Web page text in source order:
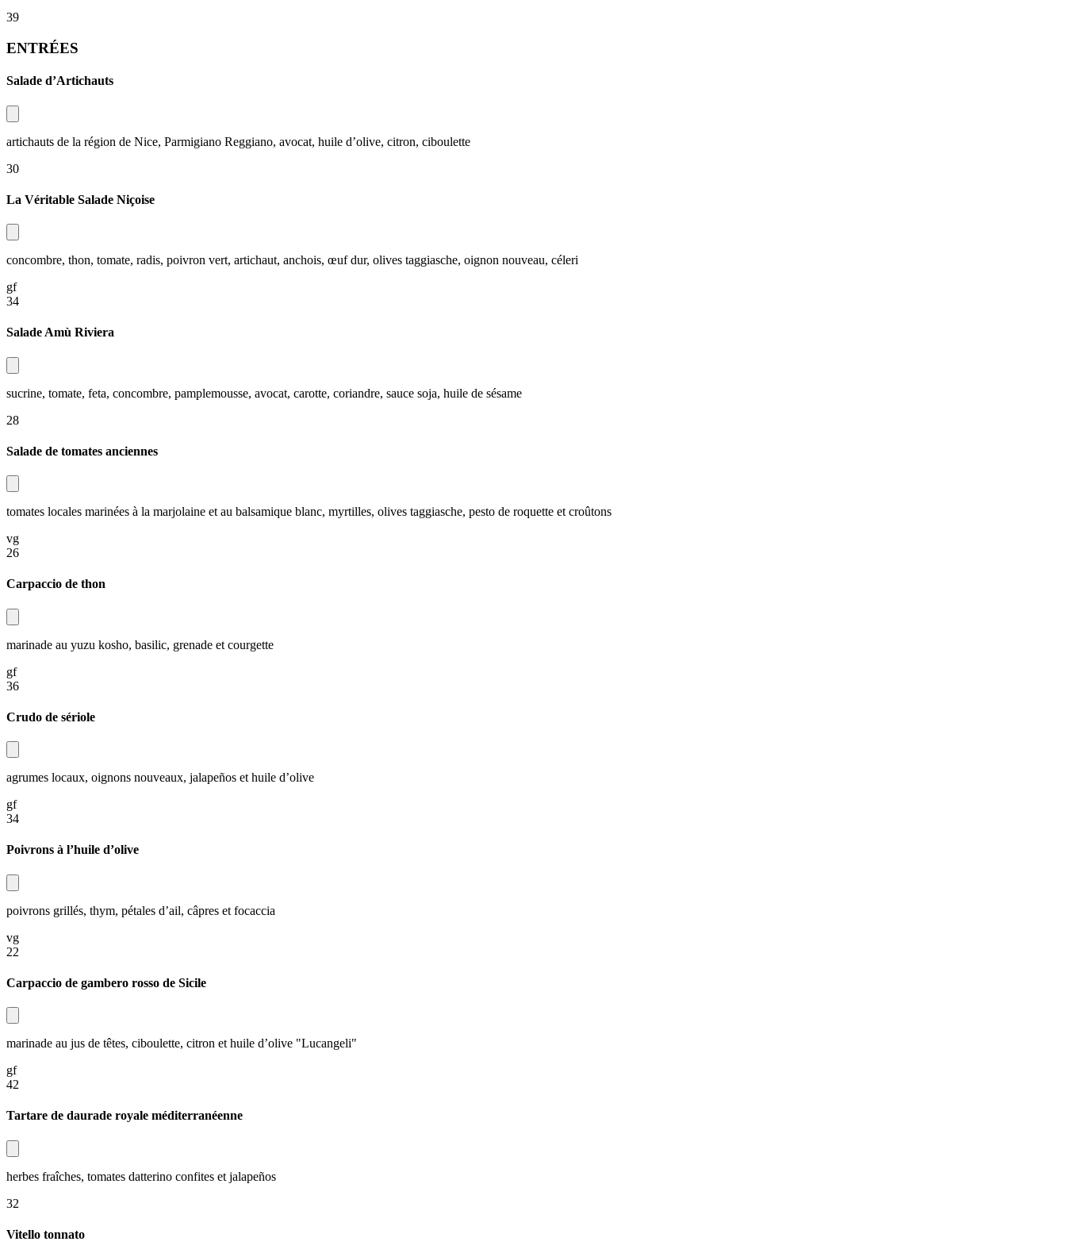
39​​​​‌ ‍ ​‍​‍‌‍ ‌ ​‍‌‍‍‌‌‍‌ ‌‍‍‌‌‍ ‍​‍​‍​ ‍‍​‍​‍‌ ​ ‌‍​‌‌‍ ‍‌‍‍‌‌ ‌​‌ ‍‌​‍ ‍‌‍‍‌‌‍ ​‍​‍​‍ ​​‍​‍‌‍‍​‌ ​‍‌‍‌‌‌‍‌‍​‍​‍​ ‍‍​‍​‍‌‍‍​‌ ‌​‌ ‌​‌ ​​‌ ​ ​ ‍‍​‍ ​‍ ‌‍ ​​‍ ‌‌‍​‌‌‍ ‍‌‍‌​​‍ ‌‌ ​‍​‍ ‌‌‍‍​‌‍ ‌ ‌​‌‍‌‌‌‍ ​‌ ​ ​‍ ‌‌ ​ ‌ ‌​‌ ‌‌‌‍‌​‌‍‍‌‌‍ ​‍ ‍‌ ‌‍‌‍‌‌‌ ​‍‌‍​ ‌‍‌‌‌‍ ​​‍ ‍‌‍​‌‌ ​​‌ ​​​‍ ‌‍‍‌‌‍ ‍‌ ‌​‌‍‌‌‌‍ ‍‌ ‌​​‍ ‌‍‌‌‌‍‌​‌‍‍‌‌ ‌​​‍ ‌‍ ‌‌‍ ‌‍‌​‌‍‌‌​ ‌‌ ​​‌ ​‍‌‍‌‌‌ ​ ‌‍‌‌‌‍ ‍‌ ‌​‌‍​‌‌ ‌​‌‍‍‌‌‍ ‌‍ ‍​ ‍ ‌‍‍‌‌‍‌​​ ‌‌‍‌‍​ ‌​‌‍​ ​ ‌‌​ ‌‌‌‍‌‍​ ​​‌‍‌‌​‍ ‌‌‍​‌​ ‍‌‌‍​ ‌‍‌‍​‍ ‌​ ‌​​ ‍‌‌‍​ ​ ‌​​‍ ‌​ ‍​​ ​‍‌‍‌‍​ ‌​​‍ ‌‌‍​ ‌‍‌‌​ ‌‍​ ‌‌‌‍​ ‌‍​‌​ ‍‌​ ‍​​ ​‌‌‍‌‌​ ​‍​ ‌‍​ ‍ ‌ ‌​‌ ‍‌‌ ​​‌‍‌‌​ ‌‌‍‍​‌‍ ‌ ‌​‌‍‌‌‌‍ ​‌​ ‌‌‍‌‌‌‍ ‍‌ ‌‌‌​‍‌‌ ‌​‌‍‌‌‌‍ ‌​ ‍ ‌ ​​‌‍​‌‌ ‌​‌‍‍​​ ‌‌ ​​‌ ​‍‌‍‍‌‌‍​ ‌‍‌‌​ ‌‍​‍‌‍​‌‌ ​ ‌‍‌‌‌‌‌‌‌ ​‍‌‍ ​​ ‌‌‍‍​‌ ‌​‌ ‌​‌ ​​‌ ​ ​‍‌‌​ ​ ‌​​‌​‍‌‌​ ​‍‌​‌‍​‍‌‌​ ​‍‌​‌‍‌‍ ​​‍ ‌‌‍​‌‌‍ ‍‌‍‌​​‍ ‌‌ ​‍​‍ ‌‌‍‍​‌‍ ‌ ‌​‌‍‌‌‌‍ ​‌ ​ ​‍ ‌‌ ​ ‌ ‌​‌ ‌‌‌‍‌​‌‍‍‌‌‍ ​‍ ‍‌ ‌‍‌‍‌‌‌ ​‍‌‍​ ‌‍‌‌‌‍ ​​‍ ‍‌‍​‌‌ ​​‌ ​​​‍‌‍‌‍‍‌‌‍‌​​ ‌‌‍‌‍​ ‌​‌‍​ ​ ‌‌​ ‌‌‌‍‌‍​ ​​‌‍‌‌​‍ ‌‌‍​‌​ ‍‌‌‍​ ‌‍‌‍​‍ ‌​ ‌​​ ‍‌‌‍​ ​ ‌​​‍ ‌​ ‍​​ ​‍‌‍‌‍​ ‌​​‍ ‌‌‍​ ‌‍‌‌​ ‌‍​ ‌‌‌‍​ ‌‍​‌​ ‍‌​ ‍​​ ​‌‌‍‌‌​ ​‍​ ‌‍​‍‌‍‌ ‌​‌ ‍‌‌ ​​‌‍‌‌​ ‌‌‍‍​‌‍ ‌ ‌​‌‍‌‌‌‍ ​‌​ ‌‌‍‌‌‌‍ ‍‌ ‌‌‌​‍‌‌ ‌​‌‍‌‌‌‍ ‌​‍‌‍‌ ​​‌‍​‌‌ ‌​‌‍‍​​ ‌‌ ​​‌ ​‍‌‍‍‌‌‍​ ‌‍‌‌​‍‌‍‌ ​​‌‍‌‌‌ ​‍‌ ​ ‌ ​​‌‍‌‌‌‍​ ‌ ‌​‌‍‍‌‌ ‌‍‌‍‌‌​ ‌‌ ​​‌ ‌‌‌‍​‍‌‍ ​‌‍‍‌‌ ​ ‌‍‍​‌‍‌‌‌‍‌​​‍​‍‌ ‌
ENTRÉES​​​​‌ ‍ ​‍​‍‌‍ ‌ ​‍‌‍‍‌‌‍‌ ‌‍‍‌‌‍ ‍​‍​‍​ ‍‍​‍​‍‌ ​ ‌‍​‌‌‍ ‍‌‍‍‌‌ ‌​‌ ‍‌​‍ ‍‌‍‍‌‌‍ ​‍​‍​‍ ​​‍​‍‌‍‍​‌ ​‍‌‍‌‌‌‍‌‍​‍​‍​ ‍‍​‍​‍‌‍‍​‌ ‌​‌ ‌​‌ ​​‌ ​ ​ ‍‍​‍ ​‍ ‌‍ ​​‍ ‌‌‍​‌‌‍ ‍‌‍‌​​‍ ‌‌ ​‍​‍ ‌‌‍‍​‌‍ ‌ ‌​‌‍‌‌‌‍ ​‌ ​ ​‍ ‌‌ ​ ‌ ‌​‌ ‌‌‌‍‌​‌‍‍‌‌‍ ​‍ ‍‌ ‌‍‌‍‌‌‌ ​‍‌‍​ ‌‍‌‌‌‍ ​​‍ ‍‌‍​‌‌ ​​‌ ​​​‍ ‌‍‍‌‌‍ ‍‌ ‌​‌‍‌‌‌‍ ‍‌ ‌​​‍ ‌‍‌‌‌‍‌​‌‍‍‌‌ ‌​​‍ ‌‍ ‌‌‍ ‌‍‌​‌‍‌‌​ ‌‌ ​​‌ ​‍‌‍‌‌‌ ​ ‌‍‌‌‌‍ ‍‌ ‌​‌‍​‌‌ ‌​‌‍‍‌‌‍ ‌‍ ‍​ ‍ ‌‍‍‌‌‍‌​​ ‌‌‍​‌​ ​ ‌‍‌‍​ ​​‌‍​ ‌‍​‍​ ‌‌​ ​‌​‍ ‌‌‍‌‌​ ​ ​ ‍​​ ​‍​‍ ‌​ ‌​‌‍‌‍​ ​​​ ‍​​‍ ‌​ ‍‌​ ‌‍​ ​‍​ ​‌​‍ ‌‌‍​ ​ ​‌‌‍​ ​ ​‌‌‍‌‍​ ​‌‌‍‌‌​ ​​​ ‌ ‌‍‌​​ ​ ​ ​ ​ ‍ ‌ ‌​‌ ‍‌‌ ​​‌‍‌‌​ ‌‌‍‍​‌‍ ‌ ‌​‌‍‌‌‌‍ ​‌‌​ ‌‍‍‌‌ ‌​‌‍‌‌‌‌​​‌‍​‌‌‍‌ ‌‍‌‌​ ‍ ‌ ​​‌‍​‌‌ ‌​‌‍‍​​ ‌‌ ​​‌‍​‌‌‍‌ ‌‍‌‌‌​​‍‌ ‌‌‌‍‍‌‌‍ ​‌‍‌​‌‍‌‌‌ ​‍​‍‌‌​ ‌‌‌​​‍‌‌ ‌‍‍ ‌‍‌‌‌ ‍‌​‍‌‌​ ​ ‌​‌​​‍‌‌​ ​ ‌​‌​​‍‌‌​ ​‍​ ​‍‌‍‌‌​ ​​​ ​‌‌‍​ ‌‍‌​​ ‍​​ ​‌‌‍​‍​ ‌‍​ ​ ‌‍‌‍‌‍‌‍​‍‌‌​ ​‍​ ​‍​‍‌‌​ ‌‌‌​‌​​‍ ‍‌‍ ‌‌‍‌‌‌‍ ‍‌ ‌‌‌ ​ ​‍‌‌​ ‌‌‌​​‍‌‌ ‌‍‍ ‌‍‌‌‌ ‍‌​‍‌‌​ ​ ‌​‌​​‍‌‌​ ​ ‌​‌​​‍‌‌​ ​‍​ ​‍​ ‌‌​ ‌ ​ ‌‍‌‍‌‌​ ​​​ ‍‌​ ​ ‌‍‌​​ ‍‌​ ​‌‌‍‌​​ ‌ ​‍‌‌​ ​‍​ ​‍​‍‌‌​ ‌‌‌​‌​​‍ ‍‌‍ ‌‌‍‌‌‌‍ ‍‌ ‌‌‌‌​ ‌‍‌‌‌‍​ ‌ ‌​‌‍‍‌‌‍ ‌‍ ‍‌ ​ ​‍‌‌​ ‌‌‌​​‍‌‌ ‌‍‍ ‌‍‌‌‌ ‍‌​‍‌‌​ ​ ‌​‌​​‍‌‌​ ​ ‌​‌​​‍‌‌​ ​‍​ ​‍​ ​‍‌‍‌‌​ ​​‌‍​ ‌‍​‍​ ‍​​ ‍​​ ​ ​ ​ ​ ‍​‌‍​‌​ ​ ​‍‌‌​ ​‍​ ​‍​‍‌‌​ ‌‌‌​‌​​‍ ‍‌ ​ ‌‍‌‌‌‍​ ‌ ‌​‌‍‍‌‌‍ ‌‍ ‍‌‌‌​‌‍‍‌‌ ‌​‌‍ ​‌‍‌‌​ ‌‍​‍‌‍​‌‌ ​ ‌‍‌‌‌‌‌‌‌ ​‍‌‍ ​​ ‌‌‍‍​‌ ‌​‌ ‌​‌ ​​‌ ​ ​‍‌‌​ ​ ‌​​‌​‍‌‌​ ​‍‌​‌‍​‍‌‌​ ​‍‌​‌‍‌‍ ​​‍ ‌‌‍​‌‌‍ ‍‌‍‌​​‍ ‌‌ ​‍​‍ ‌‌‍‍​‌‍ ‌ ‌​‌‍‌‌‌‍ ​‌ ​ ​‍ ‌‌ ​ ‌ ‌​‌ ‌‌‌‍‌​‌‍‍‌‌‍ ​‍ ‍‌ ‌‍‌‍‌‌‌ ​‍‌‍​ ‌‍‌‌‌‍ ​​‍ ‍‌‍​‌‌ ​​‌ ​​​‍‌‍‌‍‍‌‌‍‌​​ ‌‌‍​‌​ ​ ‌‍‌‍​ ​​‌‍​ ‌‍​‍​ ‌‌​ ​‌​‍ ‌‌‍‌‌​ ​ ​ ‍​​ ​‍​‍ ‌​ ‌​‌‍‌‍​ ​​​ ‍​​‍ ‌​ ‍‌​ ‌‍​ ​‍​ ​‌​‍ ‌‌‍​ ​ ​‌‌‍​ ​ ​‌‌‍‌‍​ ​‌‌‍‌‌​ ​​​ ‌ ‌‍‌​​ ​ ​ ​ ​‍‌‍‌ ‌​‌ ‍‌‌ ​​‌‍‌‌​ ‌‌‍‍​‌‍ ‌ ‌​‌‍‌‌‌‍ ​‌‌​ ‌‍‍‌‌ ‌​‌‍‌‌‌‌​​‌‍​‌‌‍‌ ‌‍‌‌​‍‌‍‌ ​​‌‍​‌‌ ‌​‌‍‍​​ ‌‌ ​​‌‍​‌‌‍‌ ‌‍‌‌‌​​‍‌ ‌‌‌‍‍‌‌‍ ​‌‍‌​‌‍‌‌‌ ​‍​‍‌‌​ ‌‌‌​​‍‌‌ ‌‍‍ ‌‍‌‌‌ ‍‌​‍‌‌​ ​ ‌​‌​​‍‌‌​ ​ ‌​‌​​‍‌‌​ ​‍​ ​‍‌‍‌‌​ ​​​ ​‌‌‍​ ‌‍‌​​ ‍​​ ​‌‌‍​‍​ ‌‍​ ​ ‌‍‌‍‌‍‌‍​‍‌‌​ ​‍​ ​‍​‍‌‌​ ‌‌‌​‌​​‍ ‍‌‍ ‌‌‍‌‌‌‍ ‍‌ ‌‌‌ ​ ​‍‌‌​ ‌‌‌​​‍‌‌ ‌‍‍ ‌‍‌‌‌ ‍‌​‍‌‌​ ​ ‌​‌​​‍‌‌​ ​ ‌​‌​​‍‌‌​ ​‍​ ​‍​ ‌‌​ ‌ ​ ‌‍‌‍‌‌​ ​​​ ‍‌​ ​ ‌‍‌​​ ‍‌​ ​‌‌‍‌​​ ‌ ​‍‌‌​ ​‍​ ​‍​‍‌‌​ ‌‌‌​‌​​‍ ‍‌‍ ‌‌‍‌‌‌‍ ‍‌ ‌‌‌‌​ ‌‍‌‌‌‍​ ‌ ‌​‌‍‍‌‌‍ ‌‍ ‍‌ ​ ​‍‌‌​ ‌‌‌​​‍‌‌ ‌‍‍ ‌‍‌‌‌ ‍‌​‍‌‌​ ​ ‌​‌​​‍‌‌​ ​ ‌​‌​​‍‌‌​ ​‍​ ​‍​ ​‍‌‍‌‌​ ​​‌‍​ ‌‍​‍​ ‍​​ ‍​​ ​ ​ ​ ​ ‍​‌‍​‌​ ​ ​‍‌‌​ ​‍​ ​‍​‍‌‌​ ‌‌‌​‌​​‍ ‍‌ ​ ‌‍‌‌‌‍​ ‌ ‌​‌‍‍‌‌‍ ‌‍ ‍‌‌‌​‌‍‍‌‌ ‌​‌‍ ​‌‍‌‌​‍‌‍‌ ​​‌‍‌‌‌ ​‍‌ ​ ‌ ​​‌‍‌‌‌‍​ ‌ ‌​‌‍‍‌‌ ‌‍‌‍‌‌​ ‌‌ ​​‌ ‌‌‌‍​‍‌‍ ​‌‍‍‌‌ ​ ‌‍‍​‌‍‌‌‌‍‌​​‍​‍‌ ‌
Salade d’Artichauts​​​​‌ ‍ ​‍​‍‌‍ ‌ ​‍‌‍‍‌‌‍‌ ‌‍‍‌‌‍ ‍​‍​‍​ ‍‍​‍​‍‌ ​ ‌‍​‌‌‍ ‍‌‍‍‌‌ ‌​‌ ‍‌​‍ ‍‌‍‍‌‌‍ ​‍​‍​‍ ​​‍​‍‌‍‍​‌ ​‍‌‍‌‌‌‍‌‍​‍​‍​ ‍‍​‍​‍‌‍‍​‌ ‌​‌ ‌​‌ ​​‌ ​ ​ ‍‍​‍ ​‍ ‌‍ ​​‍ ‌‌‍​‌‌‍ ‍‌‍‌​​‍ ‌‌ ​‍​‍ ‌‌‍‍​‌‍ ‌ ‌​‌‍‌‌‌‍ ​‌ ​ ​‍ ‌‌ ​ ‌ ‌​‌ ‌‌‌‍‌​‌‍‍‌‌‍ ​‍ ‍‌ ‌‍‌‍‌‌‌ ​‍‌‍​ ‌‍‌‌‌‍ ​​‍ ‍‌‍​‌‌ ​​‌ ​​​‍ ‌‍‍‌‌‍ ‍‌ ‌​‌‍‌‌‌‍ ‍‌ ‌​​‍ ‌‍‌‌‌‍‌​‌‍‍‌‌ ‌​​‍ ‌‍ ‌‌‍ ‌‍‌​‌‍‌‌​ ‌‌ ​​‌ ​‍‌‍‌‌‌ ​ ‌‍‌‌‌‍ ‍‌ ‌​‌‍​‌‌ ‌​‌‍‍‌‌‍ ‌‍ ‍​ ‍ ‌‍‍‌‌‍‌​​ ‌​ ‍‌​ ​‌​ ​​​ ‍​​ ​‍​ ​ ​ ​‍​ ​​​‍ ‌​ ‍​​ ​‌​ ‌ ​ ​‌​‍ ‌​ ‌​​ ‍​‌‍​‌‌‍​ ​‍ ‌‌‍​‍​ ​​​ ‌‍‌‍​‌​‍ ‌‌‍​ ​ ​‍​ ‍​​ ‌ ​ ‍​​ ​​​ ​‍​ ‌​​ ‌​​ ‌‍‌‍‌​​ ‌‍​ ‍ ‌ ‌​‌ ‍‌‌ ​​‌‍‌‌​ ‌‌‍‍​‌‍ ‌ ‌​‌‍‌‌‌‍ ​‌​ ‌‌‍‌‌‌‍ ‍‌ ‌‌‌​‍‌‌ ‌​‌‍‌‌‌‍ ‌​ ‍ ‌ ​​‌‍​‌‌ ‌​‌‍‍​​ ‌‌ ‌​‌‍‍‌‌ ‌​‌‍ ​‌‍‌‌​ ‌‍​‍‌‍​‌‌ ​ ‌‍‌‌‌‌‌‌‌ ​‍‌‍ ​​ ‌‌‍‍​‌ ‌​‌ ‌​‌ ​​‌ ​ ​‍‌‌​ ​ ‌​​‌​‍‌‌​ ​‍‌​‌‍​‍‌‌​ ​‍‌​‌‍‌‍ ​​‍ ‌‌‍​‌‌‍ ‍‌‍‌​​‍ ‌‌ ​‍​‍ ‌‌‍‍​‌‍ ‌ ‌​‌‍‌‌‌‍ ​‌ ​ ​‍ ‌‌ ​ ‌ ‌​‌ ‌‌‌‍‌​‌‍‍‌‌‍ ​‍ ‍‌ ‌‍‌‍‌‌‌ ​‍‌‍​ ‌‍‌‌‌‍ ​​‍ ‍‌‍​‌‌ ​​‌ ​​​‍‌‍‌‍‍‌‌‍‌​​ ‌​ ‍‌​ ​‌​ ​​​ ‍​​ ​‍​ ​ ​ ​‍​ ​​​‍ ‌​ ‍​​ ​‌​ ‌ ​ ​‌​‍ ‌​ ‌​​ ‍​‌‍​‌‌‍​ ​‍ ‌‌‍​‍​ ​​​ ‌‍‌‍​‌​‍ ‌‌‍​ ​ ​‍​ ‍​​ ‌ ​ ‍​​ ​​​ ​‍​ ‌​​ ‌​​ ‌‍‌‍‌​​ ‌‍​‍‌‍‌ ‌​‌ ‍‌‌ ​​‌‍‌‌​ ‌‌‍‍​‌‍ ‌ ‌​‌‍‌‌‌‍ ​‌​ ‌‌‍‌‌‌‍ ‍‌ ‌‌‌​‍‌‌ ‌​‌‍‌‌‌‍ ‌​‍‌‍‌ ​​‌‍​‌‌ ‌​‌‍‍​​ ‌‌ ‌​‌‍‍‌‌ ‌​‌‍ ​‌‍‌‌​‍‌‍‌ ​​‌‍‌‌‌ ​‍‌ ​ ‌ ​​‌‍‌‌‌‍​ ‌ ‌​‌‍‍‌‌ ‌‍‌‍‌‌​ ‌‌ ​​‌ ‌‌‌‍​‍‌‍ ​‌‍‍‌‌ ​ ‌‍‍​‌‍‌‌‌‍‌​​‍​‍‌ ‌
artichauts de la région de Nice, Parmigiano Reggiano, avocat, huile d’olive, citron, ciboulette​​​​‌ ‍ ​‍​‍‌‍ ‌ ​‍‌‍‍‌‌‍‌ ‌‍‍‌‌‍ ‍​‍​‍​ ‍‍​‍​‍‌ ​ ‌‍​‌‌‍ ‍‌‍‍‌‌ ‌​‌ ‍‌​‍ ‍‌‍‍‌‌‍ ​‍​‍​‍ ​​‍​‍‌‍‍​‌ ​‍‌‍‌‌‌‍‌‍​‍​‍​ ‍‍​‍​‍‌‍‍​‌ ‌​‌ ‌​‌ ​​‌ ​ ​ ‍‍​‍ ​‍ ‌‍ ​​‍ ‌‌‍​‌‌‍ ‍‌‍‌​​‍ ‌‌ ​‍​‍ ‌‌‍‍​‌‍ ‌ ‌​‌‍‌‌‌‍ ​‌ ​ ​‍ ‌‌ ​ ‌ ‌​‌ ‌‌‌‍‌​‌‍‍‌‌‍ ​‍ ‍‌ ‌‍‌‍‌‌‌ ​‍‌‍​ ‌‍‌‌‌‍ ​​‍ ‍‌‍​‌‌ ​​‌ ​​​‍ ‌‍‍‌‌‍ ‍‌ ‌​‌‍‌‌‌‍ ‍‌ ‌​​‍ ‌‍‌‌‌‍‌​‌‍‍‌‌ ‌​​‍ ‌‍ ‌‌‍ ‌‍‌​‌‍‌‌​ ‌‌ ​​‌ ​‍‌‍‌‌‌ ​ ‌‍‌‌‌‍ ‍‌ ‌​‌‍​‌‌ ‌​‌‍‍‌‌‍ ‌‍ ‍​ ‍ ‌‍‍‌‌‍‌​​ ‌​ ‍‌​ ​‌​ ​​​ ‍​​ ​‍​ ​ ​ ​‍​ ​​​‍ ‌​ ‍​​ ​‌​ ‌ ​ ​‌​‍ ‌​ ‌​​ ‍​‌‍​‌‌‍​ ​‍ ‌‌‍​‍​ ​​​ ‌‍‌‍​‌​‍ ‌‌‍​ ​ ​‍​ ‍​​ ‌ ​ ‍​​ ​​​ ​‍​ ‌​​ ‌​​ ‌‍‌‍‌​​ ‌‍​ ‍ ‌ ‌​‌ ‍‌‌ ​​‌‍‌‌​ ‌‌‍‍​‌‍ ‌ ‌​‌‍‌‌‌‍ ​‌​ ‌‌‍‌‌‌‍ ‍‌ ‌‌‌​‍‌‌ ‌​‌‍‌‌‌‍ ‌​ ‍ ‌ ​​‌‍​‌‌ ‌​‌‍‍​​ ‌‌‍‌​‌‍‌‌‌ ​ ‌‍​ ‌ ​‍‌‍‍‌‌ ​​‌ ‌​‌‍‍‌‌‍ ‌‍ ‍​ ‌‍​‍‌‍​‌‌ ​ ‌‍‌‌‌‌‌‌‌ ​‍‌‍ ​​ ‌‌‍‍​‌ ‌​‌ ‌​‌ ​​‌ ​ ​‍‌‌​ ​ ‌​​‌​‍‌‌​ ​‍‌​‌‍​‍‌‌​ ​‍‌​‌‍‌‍ ​​‍ ‌‌‍​‌‌‍ ‍‌‍‌​​‍ ‌‌ ​‍​‍ ‌‌‍‍​‌‍ ‌ ‌​‌‍‌‌‌‍ ​‌ ​ ​‍ ‌‌ ​ ‌ ‌​‌ ‌‌‌‍‌​‌‍‍‌‌‍ ​‍ ‍‌ ‌‍‌‍‌‌‌ ​‍‌‍​ ‌‍‌‌‌‍ ​​‍ ‍‌‍​‌‌ ​​‌ ​​​‍‌‍‌‍‍‌‌‍‌​​ ‌​ ‍‌​ ​‌​ ​​​ ‍​​ ​‍​ ​ ​ ​‍​ ​​​‍ ‌​ ‍​​ ​‌​ ‌ ​ ​‌​‍ ‌​ ‌​​ ‍​‌‍​‌‌‍​ ​‍ ‌‌‍​‍​ ​​​ ‌‍‌‍​‌​‍ ‌‌‍​ ​ ​‍​ ‍​​ ‌ ​ ‍​​ ​​​ ​‍​ ‌​​ ‌​​ ‌‍‌‍‌​​ ‌‍​‍‌‍‌ ‌​‌ ‍‌‌ ​​‌‍‌‌​ ‌‌‍‍​‌‍ ‌ ‌​‌‍‌‌‌‍ ​‌​ ‌‌‍‌‌‌‍ ‍‌ ‌‌‌​‍‌‌ ‌​‌‍‌‌‌‍ ‌​‍‌‍‌ ​​‌‍​‌‌ ‌​‌‍‍​​ ‌‌‍‌​‌‍‌‌‌ ​ ‌‍​ ‌ ​‍‌‍‍‌‌ ​​‌ ‌​‌‍‍‌‌‍ ‌‍ ‍​‍‌‍‌ ​​‌‍‌‌‌ ​‍‌ ​ ‌ ​​‌‍‌‌‌‍​ ‌ ‌​‌‍‍‌‌ ‌‍‌‍‌‌​ ‌‌ ​​‌ ‌‌‌‍​‍‌‍ ​‌‍‍‌‌ ​ ‌‍‍​‌‍‌‌‌‍‌​​‍​‍‌ ‌
30​​​​‌ ‍ ​‍​‍‌‍ ‌ ​‍‌‍‍‌‌‍‌ ‌‍‍‌‌‍ ‍​‍​‍​ ‍‍​‍​‍‌ ​ ‌‍​‌‌‍ ‍‌‍‍‌‌ ‌​‌ ‍‌​‍ ‍‌‍‍‌‌‍ ​‍​‍​‍ ​​‍​‍‌‍‍​‌ ​‍‌‍‌‌‌‍‌‍​‍​‍​ ‍‍​‍​‍‌‍‍​‌ ‌​‌ ‌​‌ ​​‌ ​ ​ ‍‍​‍ ​‍ ‌‍ ​​‍ ‌‌‍​‌‌‍ ‍‌‍‌​​‍ ‌‌ ​‍​‍ ‌‌‍‍​‌‍ ‌ ‌​‌‍‌‌‌‍ ​‌ ​ ​‍ ‌‌ ​ ‌ ‌​‌ ‌‌‌‍‌​‌‍‍‌‌‍ ​‍ ‍‌ ‌‍‌‍‌‌‌ ​‍‌‍​ ‌‍‌‌‌‍ ​​‍ ‍‌‍​‌‌ ​​‌ ​​​‍ ‌‍‍‌‌‍ ‍‌ ‌​‌‍‌‌‌‍ ‍‌ ‌​​‍ ‌‍‌‌‌‍‌​‌‍‍‌‌ ‌​​‍ ‌‍ ‌‌‍ ‌‍‌​‌‍‌‌​ ‌‌ ​​‌ ​‍‌‍‌‌‌ ​ ‌‍‌‌‌‍ ‍‌ ‌​‌‍​‌‌ ‌​‌‍‍‌‌‍ ‌‍ ‍​ ‍ ‌‍‍‌‌‍‌​​ ‌​ ‍‌​ ​‌​ ​​​ ‍​​ ​‍​ ​ ​ ​‍​ ​​​‍ ‌​ ‍​​ ​‌​ ‌ ​ ​‌​‍ ‌​ ‌​​ ‍​‌‍​‌‌‍​ ​‍ ‌‌‍​‍​ ​​​ ‌‍‌‍​‌​‍ ‌‌‍​ ​ ​‍​ ‍​​ ‌ ​ ‍​​ ​​​ ​‍​ ‌​​ ‌​​ ‌‍‌‍‌​​ ‌‍​ ‍ ‌ ‌​‌ ‍‌‌ ​​‌‍‌‌​ ‌‌‍‍​‌‍ ‌ ‌​‌‍‌‌‌‍ ​‌​ ‌‌‍‌‌‌‍ ‍‌ ‌‌‌​‍‌‌ ‌​‌‍‌‌‌‍ ‌​ ‍ ‌ ​​‌‍​‌‌ ‌​‌‍‍​​ ‌‌ ​​‌ ​‍‌‍‍‌‌‍​ ‌‍‌‌​ ‌‍​‍‌‍​‌‌ ​ ‌‍‌‌‌‌‌‌‌ ​‍‌‍ ​​ ‌‌‍‍​‌ ‌​‌ ‌​‌ ​​‌ ​ ​‍‌‌​ ​ ‌​​‌​‍‌‌​ ​‍‌​‌‍​‍‌‌​ ​‍‌​‌‍‌‍ ​​‍ ‌‌‍​‌‌‍ ‍‌‍‌​​‍ ‌‌ ​‍​‍ ‌‌‍‍​‌‍ ‌ ‌​‌‍‌‌‌‍ ​‌ ​ ​‍ ‌‌ ​ ‌ ‌​‌ ‌‌‌‍‌​‌‍‍‌‌‍ ​‍ ‍‌ ‌‍‌‍‌‌‌ ​‍‌‍​ ‌‍‌‌‌‍ ​​‍ ‍‌‍​‌‌ ​​‌ ​​​‍‌‍‌‍‍‌‌‍‌​​ ‌​ ‍‌​ ​‌​ ​​​ ‍​​ ​‍​ ​ ​ ​‍​ ​​​‍ ‌​ ‍​​ ​‌​ ‌ ​ ​‌​‍ ‌​ ‌​​ ‍​‌‍​‌‌‍​ ​‍ ‌‌‍​‍​ ​​​ ‌‍‌‍​‌​‍ ‌‌‍​ ​ ​‍​ ‍​​ ‌ ​ ‍​​ ​​​ ​‍​ ‌​​ ‌​​ ‌‍‌‍‌​​ ‌‍​‍‌‍‌ ‌​‌ ‍‌‌ ​​‌‍‌‌​ ‌‌‍‍​‌‍ ‌ ‌​‌‍‌‌‌‍ ​‌​ ‌‌‍‌‌‌‍ ‍‌ ‌‌‌​‍‌‌ ‌​‌‍‌‌‌‍ ‌​‍‌‍‌ ​​‌‍​‌‌ ‌​‌‍‍​​ ‌‌ ​​‌ ​‍‌‍‍‌‌‍​ ‌‍‌‌​‍‌‍‌ ​​‌‍‌‌‌ ​‍‌ ​ ‌ ​​‌‍‌‌‌‍​ ‌ ‌​‌‍‍‌‌ ‌‍‌‍‌‌​ ‌‌ ​​‌ ‌‌‌‍​‍‌‍ ​‌‍‍‌‌ ​ ‌‍‍​‌‍‌‌‌‍‌​​‍​‍‌ ‌
La Véritable Salade Niçoise​​​​‌ ‍ ​‍​‍‌‍ ‌ ​‍‌‍‍‌‌‍‌ ‌‍‍‌‌‍ ‍​‍​‍​ ‍‍​‍​‍‌ ​ ‌‍​‌‌‍ ‍‌‍‍‌‌ ‌​‌ ‍‌​‍ ‍‌‍‍‌‌‍ ​‍​‍​‍ ​​‍​‍‌‍‍​‌ ​‍‌‍‌‌‌‍‌‍​‍​‍​ ‍‍​‍​‍‌‍‍​‌ ‌​‌ ‌​‌ ​​‌ ​ ​ ‍‍​‍ ​‍ ‌‍ ​​‍ ‌‌‍​‌‌‍ ‍‌‍‌​​‍ ‌‌ ​‍​‍ ‌‌‍‍​‌‍ ‌ ‌​‌‍‌‌‌‍ ​‌ ​ ​‍ ‌‌ ​ ‌ ‌​‌ ‌‌‌‍‌​‌‍‍‌‌‍ ​‍ ‍‌ ‌‍‌‍‌‌‌ ​‍‌‍​ ‌‍‌‌‌‍ ​​‍ ‍‌‍​‌‌ ​​‌ ​​​‍ ‌‍‍‌‌‍ ‍‌ ‌​‌‍‌‌‌‍ ‍‌ ‌​​‍ ‌‍‌‌‌‍‌​‌‍‍‌‌ ‌​​‍ ‌‍ ‌‌‍ ‌‍‌​‌‍‌‌​ ‌‌ ​​‌ ​‍‌‍‌‌‌ ​ ‌‍‌‌‌‍ ‍‌ ‌​‌‍​‌‌ ‌​‌‍‍‌‌‍ ‌‍ ‍​ ‍ ‌‍‍‌‌‍‌​​ ‌​ ‍‌‌‍​‍​ ​​​ ​ ​ ‌‍​ ​​‌‍​‌‌‍​ ​‍ ‌​ ‌‍‌‍‌‌​ ‌ ‌‍​‍​‍ ‌​ ‌​​ ​​‌‍​‍‌‍​‍​‍ ‌​ ‍​​ ‌ ​ ‍‌​ ​‍​‍ ‌‌‍‌​‌‍‌​‌‍‌‍​ ​​​ ‍​‌‍‌‍‌‍​‍​ ​​‌‍​‍‌‍‌‌‌‍‌‍‌‍‌‍​ ‍ ‌ ‌​‌ ‍‌‌ ​​‌‍‌‌​ ‌‌‍‍​‌‍ ‌ ‌​‌‍‌‌‌‍ ​‌​ ‌‌‍‌‌‌‍ ‍‌ ‌‌‌​‍‌‌ ‌​‌‍‌‌‌‍ ‌​ ‍ ‌ ​​‌‍​‌‌ ‌​‌‍‍​​ ‌‌ ‌​‌‍‍‌‌ ‌​‌‍ ​‌‍‌‌​ ‌‍​‍‌‍​‌‌ ​ ‌‍‌‌‌‌‌‌‌ ​‍‌‍ ​​ ‌‌‍‍​‌ ‌​‌ ‌​‌ ​​‌ ​ ​‍‌‌​ ​ ‌​​‌​‍‌‌​ ​‍‌​‌‍​‍‌‌​ ​‍‌​‌‍‌‍ ​​‍ ‌‌‍​‌‌‍ ‍‌‍‌​​‍ ‌‌ ​‍​‍ ‌‌‍‍​‌‍ ‌ ‌​‌‍‌‌‌‍ ​‌ ​ ​‍ ‌‌ ​ ‌ ‌​‌ ‌‌‌‍‌​‌‍‍‌‌‍ ​‍ ‍‌ ‌‍‌‍‌‌‌ ​‍‌‍​ ‌‍‌‌‌‍ ​​‍ ‍‌‍​‌‌ ​​‌ ​​​‍‌‍‌‍‍‌‌‍‌​​ ‌​ ‍‌‌‍​‍​ ​​​ ​ ​ ‌‍​ ​​‌‍​‌‌‍​ ​‍ ‌​ ‌‍‌‍‌‌​ ‌ ‌‍​‍​‍ ‌​ ‌​​ ​​‌‍​‍‌‍​‍​‍ ‌​ ‍​​ ‌ ​ ‍‌​ ​‍​‍ ‌‌‍‌​‌‍‌​‌‍‌‍​ ​​​ ‍​‌‍‌‍‌‍​‍​ ​​‌‍​‍‌‍‌‌‌‍‌‍‌‍‌‍​‍‌‍‌ ‌​‌ ‍‌‌ ​​‌‍‌‌​ ‌‌‍‍​‌‍ ‌ ‌​‌‍‌‌‌‍ ​‌​ ‌‌‍‌‌‌‍ ‍‌ ‌‌‌​‍‌‌ ‌​‌‍‌‌‌‍ ‌​‍‌‍‌ ​​‌‍​‌‌ ‌​‌‍‍​​ ‌‌ ‌​‌‍‍‌‌ ‌​‌‍ ​‌‍‌‌​‍‌‍‌ ​​‌‍‌‌‌ ​‍‌ ​ ‌ ​​‌‍‌‌‌‍​ ‌ ‌​‌‍‍‌‌ ‌‍‌‍‌‌​ ‌‌ ​​‌ ‌‌‌‍​‍‌‍ ​‌‍‍‌‌ ​ ‌‍‍​‌‍‌‌‌‍‌​​‍​‍‌ ‌
concombre, thon, tomate, radis, poivron vert, artichaut, anchois, œuf dur, olives taggiasche, oignon nouveau, céleri​​​​‌ ‍ ​‍​‍‌‍ ‌ ​‍‌‍‍‌‌‍‌ ‌‍‍‌‌‍ ‍​‍​‍​ ‍‍​‍​‍‌ ​ ‌‍​‌‌‍ ‍‌‍‍‌‌ ‌​‌ ‍‌​‍ ‍‌‍‍‌‌‍ ​‍​‍​‍ ​​‍​‍‌‍‍​‌ ​‍‌‍‌‌‌‍‌‍​‍​‍​ ‍‍​‍​‍‌‍‍​‌ ‌​‌ ‌​‌ ​​‌ ​ ​ ‍‍​‍ ​‍ ‌‍ ​​‍ ‌‌‍​‌‌‍ ‍‌‍‌​​‍ ‌‌ ​‍​‍ ‌‌‍‍​‌‍ ‌ ‌​‌‍‌‌‌‍ ​‌ ​ ​‍ ‌‌ ​ ‌ ‌​‌ ‌‌‌‍‌​‌‍‍‌‌‍ ​‍ ‍‌ ‌‍‌‍‌‌‌ ​‍‌‍​ ‌‍‌‌‌‍ ​​‍ ‍‌‍​‌‌ ​​‌ ​​​‍ ‌‍‍‌‌‍ ‍‌ ‌​‌‍‌‌‌‍ ‍‌ ‌​​‍ ‌‍‌‌‌‍‌​‌‍‍‌‌ ‌​​‍ ‌‍ ‌‌‍ ‌‍‌​‌‍‌‌​ ‌‌ ​​‌ ​‍‌‍‌‌‌ ​ ‌‍‌‌‌‍ ‍‌ ‌​‌‍​‌‌ ‌​‌‍‍‌‌‍ ‌‍ ‍​ ‍ ‌‍‍‌‌‍‌​​ ‌​ ‍‌‌‍​‍​ ​​​ ​ ​ ‌‍​ ​​‌‍​‌‌‍​ ​‍ ‌​ ‌‍‌‍‌‌​ ‌ ‌‍​‍​‍ ‌​ ‌​​ ​​‌‍​‍‌‍​‍​‍ ‌​ ‍​​ ‌ ​ ‍‌​ ​‍​‍ ‌‌‍‌​‌‍‌​‌‍‌‍​ ​​​ ‍​‌‍‌‍‌‍​‍​ ​​‌‍​‍‌‍‌‌‌‍‌‍‌‍‌‍​ ‍ ‌ ‌​‌ ‍‌‌ ​​‌‍‌‌​ ‌‌‍‍​‌‍ ‌ ‌​‌‍‌‌‌‍ ​‌​ ‌‌‍‌‌‌‍ ‍‌ ‌‌‌​‍‌‌ ‌​‌‍‌‌‌‍ ‌​ ‍ ‌ ​​‌‍​‌‌ ‌​‌‍‍​​ ‌‌‍‌​‌‍‌‌‌ ​ ‌‍​ ‌ ​‍‌‍‍‌‌ ​​‌ ‌​‌‍‍‌‌‍ ‌‍ ‍​ ‌‍​‍‌‍​‌‌ ​ ‌‍‌‌‌‌‌‌‌ ​‍‌‍ ​​ ‌‌‍‍​‌ ‌​‌ ‌​‌ ​​‌ ​ ​‍‌‌​ ​ ‌​​‌​‍‌‌​ ​‍‌​‌‍​‍‌‌​ ​‍‌​‌‍‌‍ ​​‍ ‌‌‍​‌‌‍ ‍‌‍‌​​‍ ‌‌ ​‍​‍ ‌‌‍‍​‌‍ ‌ ‌​‌‍‌‌‌‍ ​‌ ​ ​‍ ‌‌ ​ ‌ ‌​‌ ‌‌‌‍‌​‌‍‍‌‌‍ ​‍ ‍‌ ‌‍‌‍‌‌‌ ​‍‌‍​ ‌‍‌‌‌‍ ​​‍ ‍‌‍​‌‌ ​​‌ ​​​‍‌‍‌‍‍‌‌‍‌​​ ‌​ ‍‌‌‍​‍​ ​​​ ​ ​ ‌‍​ ​​‌‍​‌‌‍​ ​‍ ‌​ ‌‍‌‍‌‌​ ‌ ‌‍​‍​‍ ‌​ ‌​​ ​​‌‍​‍‌‍​‍​‍ ‌​ ‍​​ ‌ ​ ‍‌​ ​‍​‍ ‌‌‍‌​‌‍‌​‌‍‌‍​ ​​​ ‍​‌‍‌‍‌‍​‍​ ​​‌‍​‍‌‍‌‌‌‍‌‍‌‍‌‍​‍‌‍‌ ‌​‌ ‍‌‌ ​​‌‍‌‌​ ‌‌‍‍​‌‍ ‌ ‌​‌‍‌‌‌‍ ​‌​ ‌‌‍‌‌‌‍ ‍‌ ‌‌‌​‍‌‌ ‌​‌‍‌‌‌‍ ‌​‍‌‍‌ ​​‌‍​‌‌ ‌​‌‍‍​​ ‌‌‍‌​‌‍‌‌‌ ​ ‌‍​ ‌ ​‍‌‍‍‌‌ ​​‌ ‌​‌‍‍‌‌‍ ‌‍ ‍​‍‌‍‌ ​​‌‍‌‌‌ ​‍‌ ​ ‌ ​​‌‍‌‌‌‍​ ‌ ‌​‌‍‍‌‌ ‌‍‌‍‌‌​ ‌‌ ​​‌ ‌‌‌‍​‍‌‍ ​‌‍‍‌‌ ​ ‌‍‍​‌‍‌‌‌‍‌​​‍​‍‌ ‌
gf​​​​‌ ‍ ​‍​‍‌‍ ‌ ​‍‌‍‍‌‌‍‌ ‌‍‍‌‌‍ ‍​‍​‍​ ‍‍​‍​‍‌ ​ ‌‍​‌‌‍ ‍‌‍‍‌‌ ‌​‌ ‍‌​‍ ‍‌‍‍‌‌‍ ​‍​‍​‍ ​​‍​‍‌‍‍​‌ ​‍‌‍‌‌‌‍‌‍​‍​‍​ ‍‍​‍​‍‌‍‍​‌ ‌​‌ ‌​‌ ​​‌ ​ ​ ‍‍​‍ ​‍ ‌‍ ​​‍ ‌‌‍​‌‌‍ ‍‌‍‌​​‍ ‌‌ ​‍​‍ ‌‌‍‍​‌‍ ‌ ‌​‌‍‌‌‌‍ ​‌ ​ ​‍ ‌‌ ​ ‌ ‌​‌ ‌‌‌‍‌​‌‍‍‌‌‍ ​‍ ‍‌ ‌‍‌‍‌‌‌ ​‍‌‍​ ‌‍‌‌‌‍ ​​‍ ‍‌‍​‌‌ ​​‌ ​​​‍ ‌‍‍‌‌‍ ‍‌ ‌​‌‍‌‌‌‍ ‍‌ ‌​​‍ ‌‍‌‌‌‍‌​‌‍‍‌‌ ‌​​‍ ‌‍ ‌‌‍ ‌‍‌​‌‍‌‌​ ‌‌ ​​‌ ​‍‌‍‌‌‌ ​ ‌‍‌‌‌‍ ‍‌ ‌​‌‍​‌‌ ‌​‌‍‍‌‌‍ ‌‍ ‍​ ‍ ‌‍‍‌‌‍‌​​ ‌​ ‍‌‌‍​‍​ ​​​ ​ ​ ‌‍​ ​​‌‍​‌‌‍​ ​‍ ‌​ ‌‍‌‍‌‌​ ‌ ‌‍​‍​‍ ‌​ ‌​​ ​​‌‍​‍‌‍​‍​‍ ‌​ ‍​​ ‌ ​ ‍‌​ ​‍​‍ ‌‌‍‌​‌‍‌​‌‍‌‍​ ​​​ ‍​‌‍‌‍‌‍​‍​ ​​‌‍​‍‌‍‌‌‌‍‌‍‌‍‌‍​ ‍ ‌ ‌​‌ ‍‌‌ ​​‌‍‌‌​ ‌‌‍‍​‌‍ ‌ ‌​‌‍‌‌‌‍ ​‌​ ‌‌‍‌‌‌‍ ‍‌ ‌‌‌​‍‌‌ ‌​‌‍‌‌‌‍ ‌​ ‍ ‌ ​​‌‍​‌‌ ‌​‌‍‍​​ ‌‌‍‌​‌‍‍‌‌‍‌‌‌ ‌​‌‍​‌‌ ​‍‌ ‍‌‌​‍‌‌‍ ‍‌‍‌‍‌‍ ​ ‌‍​‍‌‍​‌‌ ​ ‌‍‌‌‌‌‌‌‌ ​‍‌‍ ​​ ‌‌‍‍​‌ ‌​‌ ‌​‌ ​​‌ ​ ​‍‌‌​ ​ ‌​​‌​‍‌‌​ ​‍‌​‌‍​‍‌‌​ ​‍‌​‌‍‌‍ ​​‍ ‌‌‍​‌‌‍ ‍‌‍‌​​‍ ‌‌ ​‍​‍ ‌‌‍‍​‌‍ ‌ ‌​‌‍‌‌‌‍ ​‌ ​ ​‍ ‌‌ ​ ‌ ‌​‌ ‌‌‌‍‌​‌‍‍‌‌‍ ​‍ ‍‌ ‌‍‌‍‌‌‌ ​‍‌‍​ ‌‍‌‌‌‍ ​​‍ ‍‌‍​‌‌ ​​‌ ​​​‍‌‍‌‍‍‌‌‍‌​​ ‌​ ‍‌‌‍​‍​ ​​​ ​ ​ ‌‍​ ​​‌‍​‌‌‍​ ​‍ ‌​ ‌‍‌‍‌‌​ ‌ ‌‍​‍​‍ ‌​ ‌​​ ​​‌‍​‍‌‍​‍​‍ ‌​ ‍​​ ‌ ​ ‍‌​ ​‍​‍ ‌‌‍‌​‌‍‌​‌‍‌‍​ ​​​ ‍​‌‍‌‍‌‍​‍​ ​​‌‍​‍‌‍‌‌‌‍‌‍‌‍‌‍​‍‌‍‌ ‌​‌ ‍‌‌ ​​‌‍‌‌​ ‌‌‍‍​‌‍ ‌ ‌​‌‍‌‌‌‍ ​‌​ ‌‌‍‌‌‌‍ ‍‌ ‌‌‌​‍‌‌ ‌​‌‍‌‌‌‍ ‌​‍‌‍‌ ​​‌‍​‌‌ ‌​‌‍‍​​ ‌‌‍‌​‌‍‍‌‌‍‌‌‌ ‌​‌‍​‌‌ ​‍‌ ‍‌‌​‍‌‌‍ ‍‌‍‌‍‌‍ ​‍‌‍‌ ​​‌‍‌‌‌ ​‍‌ ​ ‌ ​​‌‍‌‌‌‍​ ‌ ‌​‌‍‍‌‌ ‌‍‌‍‌‌​ ‌‌ ​​‌ ‌‌‌‍​‍‌‍ ​‌‍‍‌‌ ​ ‌‍‍​‌‍‌‌‌‍‌​​‍​‍‌ ‌
34​​​​‌ ‍ ​‍​‍‌‍ ‌ ​‍‌‍‍‌‌‍‌ ‌‍‍‌‌‍ ‍​‍​‍​ ‍‍​‍​‍‌ ​ ‌‍​‌‌‍ ‍‌‍‍‌‌ ‌​‌ ‍‌​‍ ‍‌‍‍‌‌‍ ​‍​‍​‍ ​​‍​‍‌‍‍​‌ ​‍‌‍‌‌‌‍‌‍​‍​‍​ ‍‍​‍​‍‌‍‍​‌ ‌​‌ ‌​‌ ​​‌ ​ ​ ‍‍​‍ ​‍ ‌‍ ​​‍ ‌‌‍​‌‌‍ ‍‌‍‌​​‍ ‌‌ ​‍​‍ ‌‌‍‍​‌‍ ‌ ‌​‌‍‌‌‌‍ ​‌ ​ ​‍ ‌‌ ​ ‌ ‌​‌ ‌‌‌‍‌​‌‍‍‌‌‍ ​‍ ‍‌ ‌‍‌‍‌‌‌ ​‍‌‍​ ‌‍‌‌‌‍ ​​‍ ‍‌‍​‌‌ ​​‌ ​​​‍ ‌‍‍‌‌‍ ‍‌ ‌​‌‍‌‌‌‍ ‍‌ ‌​​‍ ‌‍‌‌‌‍‌​‌‍‍‌‌ ‌​​‍ ‌‍ ‌‌‍ ‌‍‌​‌‍‌‌​ ‌‌ ​​‌ ​‍‌‍‌‌‌ ​ ‌‍‌‌‌‍ ‍‌ ‌​‌‍​‌‌ ‌​‌‍‍‌‌‍ ‌‍ ‍​ ‍ ‌‍‍‌‌‍‌​​ ‌​ ‍‌‌‍​‍​ ​​​ ​ ​ ‌‍​ ​​‌‍​‌‌‍​ ​‍ ‌​ ‌‍‌‍‌‌​ ‌ ‌‍​‍​‍ ‌​ ‌​​ ​​‌‍​‍‌‍​‍​‍ ‌​ ‍​​ ‌ ​ ‍‌​ ​‍​‍ ‌‌‍‌​‌‍‌​‌‍‌‍​ ​​​ ‍​‌‍‌‍‌‍​‍​ ​​‌‍​‍‌‍‌‌‌‍‌‍‌‍‌‍​ ‍ ‌ ‌​‌ ‍‌‌ ​​‌‍‌‌​ ‌‌‍‍​‌‍ ‌ ‌​‌‍‌‌‌‍ ​‌​ ‌‌‍‌‌‌‍ ‍‌ ‌‌‌​‍‌‌ ‌​‌‍‌‌‌‍ ‌​ ‍ ‌ ​​‌‍​‌‌ ‌​‌‍‍​​ ‌‌ ​​‌ ​‍‌‍‍‌‌‍​ ‌‍‌‌​ ‌‍​‍‌‍​‌‌ ​ ‌‍‌‌‌‌‌‌‌ ​‍‌‍ ​​ ‌‌‍‍​‌ ‌​‌ ‌​‌ ​​‌ ​ ​‍‌‌​ ​ ‌​​‌​‍‌‌​ ​‍‌​‌‍​‍‌‌​ ​‍‌​‌‍‌‍ ​​‍ ‌‌‍​‌‌‍ ‍‌‍‌​​‍ ‌‌ ​‍​‍ ‌‌‍‍​‌‍ ‌ ‌​‌‍‌‌‌‍ ​‌ ​ ​‍ ‌‌ ​ ‌ ‌​‌ ‌‌‌‍‌​‌‍‍‌‌‍ ​‍ ‍‌ ‌‍‌‍‌‌‌ ​‍‌‍​ ‌‍‌‌‌‍ ​​‍ ‍‌‍​‌‌ ​​‌ ​​​‍‌‍‌‍‍‌‌‍‌​​ ‌​ ‍‌‌‍​‍​ ​​​ ​ ​ ‌‍​ ​​‌‍​‌‌‍​ ​‍ ‌​ ‌‍‌‍‌‌​ ‌ ‌‍​‍​‍ ‌​ ‌​​ ​​‌‍​‍‌‍​‍​‍ ‌​ ‍​​ ‌ ​ ‍‌​ ​‍​‍ ‌‌‍‌​‌‍‌​‌‍‌‍​ ​​​ ‍​‌‍‌‍‌‍​‍​ ​​‌‍​‍‌‍‌‌‌‍‌‍‌‍‌‍​‍‌‍‌ ‌​‌ ‍‌‌ ​​‌‍‌‌​ ‌‌‍‍​‌‍ ‌ ‌​‌‍‌‌‌‍ ​‌​ ‌‌‍‌‌‌‍ ‍‌ ‌‌‌​‍‌‌ ‌​‌‍‌‌‌‍ ‌​‍‌‍‌ ​​‌‍​‌‌ ‌​‌‍‍​​ ‌‌ ​​‌ ​‍‌‍‍‌‌‍​ ‌‍‌‌​‍‌‍‌ ​​‌‍‌‌‌ ​‍‌ ​ ‌ ​​‌‍‌‌‌‍​ ‌ ‌​‌‍‍‌‌ ‌‍‌‍‌‌​ ‌‌ ​​‌ ‌‌‌‍​‍‌‍ ​‌‍‍‌‌ ​ ‌‍‍​‌‍‌‌‌‍‌​​‍​‍‌ ‌
Salade Amù Riviera​​​​‌ ‍ ​‍​‍‌‍ ‌ ​‍‌‍‍‌‌‍‌ ‌‍‍‌‌‍ ‍​‍​‍​ ‍‍​‍​‍‌ ​ ‌‍​‌‌‍ ‍‌‍‍‌‌ ‌​‌ ‍‌​‍ ‍‌‍‍‌‌‍ ​‍​‍​‍ ​​‍​‍‌‍‍​‌ ​‍‌‍‌‌‌‍‌‍​‍​‍​ ‍‍​‍​‍‌‍‍​‌ ‌​‌ ‌​‌ ​​‌ ​ ​ ‍‍​‍ ​‍ ‌‍ ​​‍ ‌‌‍​‌‌‍ ‍‌‍‌​​‍ ‌‌ ​‍​‍ ‌‌‍‍​‌‍ ‌ ‌​‌‍‌‌‌‍ ​‌ ​ ​‍ ‌‌ ​ ‌ ‌​‌ ‌‌‌‍‌​‌‍‍‌‌‍ ​‍ ‍‌ ‌‍‌‍‌‌‌ ​‍‌‍​ ‌‍‌‌‌‍ ​​‍ ‍‌‍​‌‌ ​​‌ ​​​‍ ‌‍‍‌‌‍ ‍‌ ‌​‌‍‌‌‌‍ ‍‌ ‌​​‍ ‌‍‌‌‌‍‌​‌‍‍‌‌ ‌​​‍ ‌‍ ‌‌‍ ‌‍‌​‌‍‌‌​ ‌‌ ​​‌ ​‍‌‍‌‌‌ ​ ‌‍‌‌‌‍ ‍‌ ‌​‌‍​‌‌ ‌​‌‍‍‌‌‍ ‌‍ ‍​ ‍ ‌‍‍‌‌‍‌​​ ‌​ ​‌​ ‌‌​ ​‌‌‍​‌‌‍‌‌​ ‌​​ ​‌​ ‍‌​‍ ‌‌‍​‍​ ‌‌​ ​​‌‍‌‌​‍ ‌​ ‌​​ ‍​​ ‌‍​ ‌‌​‍ ‌​ ‍‌‌‍​‌‌‍‌‍‌‍‌​​‍ ‌‌‍‌​‌‍​‍​ ‌ ‌‍‌‍​ ‌ ​ ‍‌‌‍​‌​ ‌‍‌‍​‌​ ‌ ​ ‍‌​ ‍‌​ ‍ ‌ ‌​‌ ‍‌‌ ​​‌‍‌‌​ ‌‌‍‍​‌‍ ‌ ‌​‌‍‌‌‌‍ ​‌​ ‌‌‍‌‌‌‍ ‍‌ ‌‌‌​‍‌‌ ‌​‌‍‌‌‌‍ ‌​ ‍ ‌ ​​‌‍​‌‌ ‌​‌‍‍​​ ‌‌ ‌​‌‍‍‌‌ ‌​‌‍ ​‌‍‌‌​ ‌‍​‍‌‍​‌‌ ​ ‌‍‌‌‌‌‌‌‌ ​‍‌‍ ​​ ‌‌‍‍​‌ ‌​‌ ‌​‌ ​​‌ ​ ​‍‌‌​ ​ ‌​​‌​‍‌‌​ ​‍‌​‌‍​‍‌‌​ ​‍‌​‌‍‌‍ ​​‍ ‌‌‍​‌‌‍ ‍‌‍‌​​‍ ‌‌ ​‍​‍ ‌‌‍‍​‌‍ ‌ ‌​‌‍‌‌‌‍ ​‌ ​ ​‍ ‌‌ ​ ‌ ‌​‌ ‌‌‌‍‌​‌‍‍‌‌‍ ​‍ ‍‌ ‌‍‌‍‌‌‌ ​‍‌‍​ ‌‍‌‌‌‍ ​​‍ ‍‌‍​‌‌ ​​‌ ​​​‍‌‍‌‍‍‌‌‍‌​​ ‌​ ​‌​ ‌‌​ ​‌‌‍​‌‌‍‌‌​ ‌​​ ​‌​ ‍‌​‍ ‌‌‍​‍​ ‌‌​ ​​‌‍‌‌​‍ ‌​ ‌​​ ‍​​ ‌‍​ ‌‌​‍ ‌​ ‍‌‌‍​‌‌‍‌‍‌‍‌​​‍ ‌‌‍‌​‌‍​‍​ ‌ ‌‍‌‍​ ‌ ​ ‍‌‌‍​‌​ ‌‍‌‍​‌​ ‌ ​ ‍‌​ ‍‌​‍‌‍‌ ‌​‌ ‍‌‌ ​​‌‍‌‌​ ‌‌‍‍​‌‍ ‌ ‌​‌‍‌‌‌‍ ​‌​ ‌‌‍‌‌‌‍ ‍‌ ‌‌‌​‍‌‌ ‌​‌‍‌‌‌‍ ‌​‍‌‍‌ ​​‌‍​‌‌ ‌​‌‍‍​​ ‌‌ ‌​‌‍‍‌‌ ‌​‌‍ ​‌‍‌‌​‍‌‍‌ ​​‌‍‌‌‌ ​‍‌ ​ ‌ ​​‌‍‌‌‌‍​ ‌ ‌​‌‍‍‌‌ ‌‍‌‍‌‌​ ‌‌ ​​‌ ‌‌‌‍​‍‌‍ ​‌‍‍‌‌ ​ ‌‍‍​‌‍‌‌‌‍‌​​‍​‍‌ ‌
sucrine, tomate, feta, concombre, pamplemousse, avocat, carotte, coriandre, sauce soja, huile de sésame​​​​‌ ‍ ​‍​‍‌‍ ‌ ​‍‌‍‍‌‌‍‌ ‌‍‍‌‌‍ ‍​‍​‍​ ‍‍​‍​‍‌ ​ ‌‍​‌‌‍ ‍‌‍‍‌‌ ‌​‌ ‍‌​‍ ‍‌‍‍‌‌‍ ​‍​‍​‍ ​​‍​‍‌‍‍​‌ ​‍‌‍‌‌‌‍‌‍​‍​‍​ ‍‍​‍​‍‌‍‍​‌ ‌​‌ ‌​‌ ​​‌ ​ ​ ‍‍​‍ ​‍ ‌‍ ​​‍ ‌‌‍​‌‌‍ ‍‌‍‌​​‍ ‌‌ ​‍​‍ ‌‌‍‍​‌‍ ‌ ‌​‌‍‌‌‌‍ ​‌ ​ ​‍ ‌‌ ​ ‌ ‌​‌ ‌‌‌‍‌​‌‍‍‌‌‍ ​‍ ‍‌ ‌‍‌‍‌‌‌ ​‍‌‍​ ‌‍‌‌‌‍ ​​‍ ‍‌‍​‌‌ ​​‌ ​​​‍ ‌‍‍‌‌‍ ‍‌ ‌​‌‍‌‌‌‍ ‍‌ ‌​​‍ ‌‍‌‌‌‍‌​‌‍‍‌‌ ‌​​‍ ‌‍ ‌‌‍ ‌‍‌​‌‍‌‌​ ‌‌ ​​‌ ​‍‌‍‌‌‌ ​ ‌‍‌‌‌‍ ‍‌ ‌​‌‍​‌‌ ‌​‌‍‍‌‌‍ ‌‍ ‍​ ‍ ‌‍‍‌‌‍‌​​ ‌​ ​‌​ ‌‌​ ​‌‌‍​‌‌‍‌‌​ ‌​​ ​‌​ ‍‌​‍ ‌‌‍​‍​ ‌‌​ ​​‌‍‌‌​‍ ‌​ ‌​​ ‍​​ ‌‍​ ‌‌​‍ ‌​ ‍‌‌‍​‌‌‍‌‍‌‍‌​​‍ ‌‌‍‌​‌‍​‍​ ‌ ‌‍‌‍​ ‌ ​ ‍‌‌‍​‌​ ‌‍‌‍​‌​ ‌ ​ ‍‌​ ‍‌​ ‍ ‌ ‌​‌ ‍‌‌ ​​‌‍‌‌​ ‌‌‍‍​‌‍ ‌ ‌​‌‍‌‌‌‍ ​‌​ ‌‌‍‌‌‌‍ ‍‌ ‌‌‌​‍‌‌ ‌​‌‍‌‌‌‍ ‌​ ‍ ‌ ​​‌‍​‌‌ ‌​‌‍‍​​ ‌‌‍‌​‌‍‌‌‌ ​ ‌‍​ ‌ ​‍‌‍‍‌‌ ​​‌ ‌​‌‍‍‌‌‍ ‌‍ ‍​ ‌‍​‍‌‍​‌‌ ​ ‌‍‌‌‌‌‌‌‌ ​‍‌‍ ​​ ‌‌‍‍​‌ ‌​‌ ‌​‌ ​​‌ ​ ​‍‌‌​ ​ ‌​​‌​‍‌‌​ ​‍‌​‌‍​‍‌‌​ ​‍‌​‌‍‌‍ ​​‍ ‌‌‍​‌‌‍ ‍‌‍‌​​‍ ‌‌ ​‍​‍ ‌‌‍‍​‌‍ ‌ ‌​‌‍‌‌‌‍ ​‌ ​ ​‍ ‌‌ ​ ‌ ‌​‌ ‌‌‌‍‌​‌‍‍‌‌‍ ​‍ ‍‌ ‌‍‌‍‌‌‌ ​‍‌‍​ ‌‍‌‌‌‍ ​​‍ ‍‌‍​‌‌ ​​‌ ​​​‍‌‍‌‍‍‌‌‍‌​​ ‌​ ​‌​ ‌‌​ ​‌‌‍​‌‌‍‌‌​ ‌​​ ​‌​ ‍‌​‍ ‌‌‍​‍​ ‌‌​ ​​‌‍‌‌​‍ ‌​ ‌​​ ‍​​ ‌‍​ ‌‌​‍ ‌​ ‍‌‌‍​‌‌‍‌‍‌‍‌​​‍ ‌‌‍‌​‌‍​‍​ ‌ ‌‍‌‍​ ‌ ​ ‍‌‌‍​‌​ ‌‍‌‍​‌​ ‌ ​ ‍‌​ ‍‌​‍‌‍‌ ‌​‌ ‍‌‌ ​​‌‍‌‌​ ‌‌‍‍​‌‍ ‌ ‌​‌‍‌‌‌‍ ​‌​ ‌‌‍‌‌‌‍ ‍‌ ‌‌‌​‍‌‌ ‌​‌‍‌‌‌‍ ‌​‍‌‍‌ ​​‌‍​‌‌ ‌​‌‍‍​​ ‌‌‍‌​‌‍‌‌‌ ​ ‌‍​ ‌ ​‍‌‍‍‌‌ ​​‌ ‌​‌‍‍‌‌‍ ‌‍ ‍​‍‌‍‌ ​​‌‍‌‌‌ ​‍‌ ​ ‌ ​​‌‍‌‌‌‍​ ‌ ‌​‌‍‍‌‌ ‌‍‌‍‌‌​ ‌‌ ​​‌ ‌‌‌‍​‍‌‍ ​‌‍‍‌‌ ​ ‌‍‍​‌‍‌‌‌‍‌​​‍​‍‌ ‌
28​​​​‌ ‍ ​‍​‍‌‍ ‌ ​‍‌‍‍‌‌‍‌ ‌‍‍‌‌‍ ‍​‍​‍​ ‍‍​‍​‍‌ ​ ‌‍​‌‌‍ ‍‌‍‍‌‌ ‌​‌ ‍‌​‍ ‍‌‍‍‌‌‍ ​‍​‍​‍ ​​‍​‍‌‍‍​‌ ​‍‌‍‌‌‌‍‌‍​‍​‍​ ‍‍​‍​‍‌‍‍​‌ ‌​‌ ‌​‌ ​​‌ ​ ​ ‍‍​‍ ​‍ ‌‍ ​​‍ ‌‌‍​‌‌‍ ‍‌‍‌​​‍ ‌‌ ​‍​‍ ‌‌‍‍​‌‍ ‌ ‌​‌‍‌‌‌‍ ​‌ ​ ​‍ ‌‌ ​ ‌ ‌​‌ ‌‌‌‍‌​‌‍‍‌‌‍ ​‍ ‍‌ ‌‍‌‍‌‌‌ ​‍‌‍​ ‌‍‌‌‌‍ ​​‍ ‍‌‍​‌‌ ​​‌ ​​​‍ ‌‍‍‌‌‍ ‍‌ ‌​‌‍‌‌‌‍ ‍‌ ‌​​‍ ‌‍‌‌‌‍‌​‌‍‍‌‌ ‌​​‍ ‌‍ ‌‌‍ ‌‍‌​‌‍‌‌​ ‌‌ ​​‌ ​‍‌‍‌‌‌ ​ ‌‍‌‌‌‍ ‍‌ ‌​‌‍​‌‌ ‌​‌‍‍‌‌‍ ‌‍ ‍​ ‍ ‌‍‍‌‌‍‌​​ ‌​ ​‌​ ‌‌​ ​‌‌‍​‌‌‍‌‌​ ‌​​ ​‌​ ‍‌​‍ ‌‌‍​‍​ ‌‌​ ​​‌‍‌‌​‍ ‌​ ‌​​ ‍​​ ‌‍​ ‌‌​‍ ‌​ ‍‌‌‍​‌‌‍‌‍‌‍‌​​‍ ‌‌‍‌​‌‍​‍​ ‌ ‌‍‌‍​ ‌ ​ ‍‌‌‍​‌​ ‌‍‌‍​‌​ ‌ ​ ‍‌​ ‍‌​ ‍ ‌ ‌​‌ ‍‌‌ ​​‌‍‌‌​ ‌‌‍‍​‌‍ ‌ ‌​‌‍‌‌‌‍ ​‌​ ‌‌‍‌‌‌‍ ‍‌ ‌‌‌​‍‌‌ ‌​‌‍‌‌‌‍ ‌​ ‍ ‌ ​​‌‍​‌‌ ‌​‌‍‍​​ ‌‌ ​​‌ ​‍‌‍‍‌‌‍​ ‌‍‌‌​ ‌‍​‍‌‍​‌‌ ​ ‌‍‌‌‌‌‌‌‌ ​‍‌‍ ​​ ‌‌‍‍​‌ ‌​‌ ‌​‌ ​​‌ ​ ​‍‌‌​ ​ ‌​​‌​‍‌‌​ ​‍‌​‌‍​‍‌‌​ ​‍‌​‌‍‌‍ ​​‍ ‌‌‍​‌‌‍ ‍‌‍‌​​‍ ‌‌ ​‍​‍ ‌‌‍‍​‌‍ ‌ ‌​‌‍‌‌‌‍ ​‌ ​ ​‍ ‌‌ ​ ‌ ‌​‌ ‌‌‌‍‌​‌‍‍‌‌‍ ​‍ ‍‌ ‌‍‌‍‌‌‌ ​‍‌‍​ ‌‍‌‌‌‍ ​​‍ ‍‌‍​‌‌ ​​‌ ​​​‍‌‍‌‍‍‌‌‍‌​​ ‌​ ​‌​ ‌‌​ ​‌‌‍​‌‌‍‌‌​ ‌​​ ​‌​ ‍‌​‍ ‌‌‍​‍​ ‌‌​ ​​‌‍‌‌​‍ ‌​ ‌​​ ‍​​ ‌‍​ ‌‌​‍ ‌​ ‍‌‌‍​‌‌‍‌‍‌‍‌​​‍ ‌‌‍‌​‌‍​‍​ ‌ ‌‍‌‍​ ‌ ​ ‍‌‌‍​‌​ ‌‍‌‍​‌​ ‌ ​ ‍‌​ ‍‌​‍‌‍‌ ‌​‌ ‍‌‌ ​​‌‍‌‌​ ‌‌‍‍​‌‍ ‌ ‌​‌‍‌‌‌‍ ​‌​ ‌‌‍‌‌‌‍ ‍‌ ‌‌‌​‍‌‌ ‌​‌‍‌‌‌‍ ‌​‍‌‍‌ ​​‌‍​‌‌ ‌​‌‍‍​​ ‌‌ ​​‌ ​‍‌‍‍‌‌‍​ ‌‍‌‌​‍‌‍‌ ​​‌‍‌‌‌ ​‍‌ ​ ‌ ​​‌‍‌‌‌‍​ ‌ ‌​‌‍‍‌‌ ‌‍‌‍‌‌​ ‌‌ ​​‌ ‌‌‌‍​‍‌‍ ​‌‍‍‌‌ ​ ‌‍‍​‌‍‌‌‌‍‌​​‍​‍‌ ‌
Salade de tomates anciennes​​​​‌ ‍ ​‍​‍‌‍ ‌ ​‍‌‍‍‌‌‍‌ ‌‍‍‌‌‍ ‍​‍​‍​ ‍‍​‍​‍‌ ​ ‌‍​‌‌‍ ‍‌‍‍‌‌ ‌​‌ ‍‌​‍ ‍‌‍‍‌‌‍ ​‍​‍​‍ ​​‍​‍‌‍‍​‌ ​‍‌‍‌‌‌‍‌‍​‍​‍​ ‍‍​‍​‍‌‍‍​‌ ‌​‌ ‌​‌ ​​‌ ​ ​ ‍‍​‍ ​‍ ‌‍ ​​‍ ‌‌‍​‌‌‍ ‍‌‍‌​​‍ ‌‌ ​‍​‍ ‌‌‍‍​‌‍ ‌ ‌​‌‍‌‌‌‍ ​‌ ​ ​‍ ‌‌ ​ ‌ ‌​‌ ‌‌‌‍‌​‌‍‍‌‌‍ ​‍ ‍‌ ‌‍‌‍‌‌‌ ​‍‌‍​ ‌‍‌‌‌‍ ​​‍ ‍‌‍​‌‌ ​​‌ ​​​‍ ‌‍‍‌‌‍ ‍‌ ‌​‌‍‌‌‌‍ ‍‌ ‌​​‍ ‌‍‌‌‌‍‌​‌‍‍‌‌ ‌​​‍ ‌‍ ‌‌‍ ‌‍‌​‌‍‌‌​ ‌‌ ​​‌ ​‍‌‍‌‌‌ ​ ‌‍‌‌‌‍ ‍‌ ‌​‌‍​‌‌ ‌​‌‍‍‌‌‍ ‌‍ ‍​ ‍ ‌‍‍‌‌‍‌​​ ‌‌‍​‌‌‍​‍​ ‍​‌‍‌‍‌‍‌​​ ‌‌​ ​‌​ ​‌​‍ ‌​ ​​​ ​ ‌‍​ ‌‍​‌​‍ ‌​ ‌​​ ‌‍​ ​‌​ ‌​​‍ ‌​ ‍‌​ ‌ ​ ‌‌‌‍‌‍​‍ ‌‌‍‌‍‌‍​‍​ ‌‌​ ​‌‌‍‌‌​ ‍‌‌‍‌​‌‍​‌​ ‌‌​ ​​​ ‌‍‌‍‌‌​ ‍ ‌ ‌​‌ ‍‌‌ ​​‌‍‌‌​ ‌‌‍‍​‌‍ ‌ ‌​‌‍‌‌‌‍ ​‌​ ‌‌‍‌‌‌‍ ‍‌ ‌‌‌​‍‌‌ ‌​‌‍‌‌‌‍ ‌​ ‍ ‌ ​​‌‍​‌‌ ‌​‌‍‍​​ ‌‌ ‌​‌‍‍‌‌ ‌​‌‍ ​‌‍‌‌​ ‌‍​‍‌‍​‌‌ ​ ‌‍‌‌‌‌‌‌‌ ​‍‌‍ ​​ ‌‌‍‍​‌ ‌​‌ ‌​‌ ​​‌ ​ ​‍‌‌​ ​ ‌​​‌​‍‌‌​ ​‍‌​‌‍​‍‌‌​ ​‍‌​‌‍‌‍ ​​‍ ‌‌‍​‌‌‍ ‍‌‍‌​​‍ ‌‌ ​‍​‍ ‌‌‍‍​‌‍ ‌ ‌​‌‍‌‌‌‍ ​‌ ​ ​‍ ‌‌ ​ ‌ ‌​‌ ‌‌‌‍‌​‌‍‍‌‌‍ ​‍ ‍‌ ‌‍‌‍‌‌‌ ​‍‌‍​ ‌‍‌‌‌‍ ​​‍ ‍‌‍​‌‌ ​​‌ ​​​‍‌‍‌‍‍‌‌‍‌​​ ‌‌‍​‌‌‍​‍​ ‍​‌‍‌‍‌‍‌​​ ‌‌​ ​‌​ ​‌​‍ ‌​ ​​​ ​ ‌‍​ ‌‍​‌​‍ ‌​ ‌​​ ‌‍​ ​‌​ ‌​​‍ ‌​ ‍‌​ ‌ ​ ‌‌‌‍‌‍​‍ ‌‌‍‌‍‌‍​‍​ ‌‌​ ​‌‌‍‌‌​ ‍‌‌‍‌​‌‍​‌​ ‌‌​ ​​​ ‌‍‌‍‌‌​‍‌‍‌ ‌​‌ ‍‌‌ ​​‌‍‌‌​ ‌‌‍‍​‌‍ ‌ ‌​‌‍‌‌‌‍ ​‌​ ‌‌‍‌‌‌‍ ‍‌ ‌‌‌​‍‌‌ ‌​‌‍‌‌‌‍ ‌​‍‌‍‌ ​​‌‍​‌‌ ‌​‌‍‍​​ ‌‌ ‌​‌‍‍‌‌ ‌​‌‍ ​‌‍‌‌​‍‌‍‌ ​​‌‍‌‌‌ ​‍‌ ​ ‌ ​​‌‍‌‌‌‍​ ‌ ‌​‌‍‍‌‌ ‌‍‌‍‌‌​ ‌‌ ​​‌ ‌‌‌‍​‍‌‍ ​‌‍‍‌‌ ​ ‌‍‍​‌‍‌‌‌‍‌​​‍​‍‌ ‌
tomates locales marinées à la marjolaine et au balsamique blanc, myrtilles, olives taggiasche, pesto de roquette et croûtons​​​​‌ ‍ ​‍​‍‌‍ ‌ ​‍‌‍‍‌‌‍‌ ‌‍‍‌‌‍ ‍​‍​‍​ ‍‍​‍​‍‌ ​ ‌‍​‌‌‍ ‍‌‍‍‌‌ ‌​‌ ‍‌​‍ ‍‌‍‍‌‌‍ ​‍​‍​‍ ​​‍​‍‌‍‍​‌ ​‍‌‍‌‌‌‍‌‍​‍​‍​ ‍‍​‍​‍‌‍‍​‌ ‌​‌ ‌​‌ ​​‌ ​ ​ ‍‍​‍ ​‍ ‌‍ ​​‍ ‌‌‍​‌‌‍ ‍‌‍‌​​‍ ‌‌ ​‍​‍ ‌‌‍‍​‌‍ ‌ ‌​‌‍‌‌‌‍ ​‌ ​ ​‍ ‌‌ ​ ‌ ‌​‌ ‌‌‌‍‌​‌‍‍‌‌‍ ​‍ ‍‌ ‌‍‌‍‌‌‌ ​‍‌‍​ ‌‍‌‌‌‍ ​​‍ ‍‌‍​‌‌ ​​‌ ​​​‍ ‌‍‍‌‌‍ ‍‌ ‌​‌‍‌‌‌‍ ‍‌ ‌​​‍ ‌‍‌‌‌‍‌​‌‍‍‌‌ ‌​​‍ ‌‍ ‌‌‍ ‌‍‌​‌‍‌‌​ ‌‌ ​​‌ ​‍‌‍‌‌‌ ​ ‌‍‌‌‌‍ ‍‌ ‌​‌‍​‌‌ ‌​‌‍‍‌‌‍ ‌‍ ‍​ ‍ ‌‍‍‌‌‍‌​​ ‌‌‍​‌‌‍​‍​ ‍​‌‍‌‍‌‍‌​​ ‌‌​ ​‌​ ​‌​‍ ‌​ ​​​ ​ ‌‍​ ‌‍​‌​‍ ‌​ ‌​​ ‌‍​ ​‌​ ‌​​‍ ‌​ ‍‌​ ‌ ​ ‌‌‌‍‌‍​‍ ‌‌‍‌‍‌‍​‍​ ‌‌​ ​‌‌‍‌‌​ ‍‌‌‍‌​‌‍​‌​ ‌‌​ ​​​ ‌‍‌‍‌‌​ ‍ ‌ ‌​‌ ‍‌‌ ​​‌‍‌‌​ ‌‌‍‍​‌‍ ‌ ‌​‌‍‌‌‌‍ ​‌​ ‌‌‍‌‌‌‍ ‍‌ ‌‌‌​‍‌‌ ‌​‌‍‌‌‌‍ ‌​ ‍ ‌ ​​‌‍​‌‌ ‌​‌‍‍​​ ‌‌‍‌​‌‍‌‌‌ ​ ‌‍​ ‌ ​‍‌‍‍‌‌ ​​‌ ‌​‌‍‍‌‌‍ ‌‍ ‍​ ‌‍​‍‌‍​‌‌ ​ ‌‍‌‌‌‌‌‌‌ ​‍‌‍ ​​ ‌‌‍‍​‌ ‌​‌ ‌​‌ ​​‌ ​ ​‍‌‌​ ​ ‌​​‌​‍‌‌​ ​‍‌​‌‍​‍‌‌​ ​‍‌​‌‍‌‍ ​​‍ ‌‌‍​‌‌‍ ‍‌‍‌​​‍ ‌‌ ​‍​‍ ‌‌‍‍​‌‍ ‌ ‌​‌‍‌‌‌‍ ​‌ ​ ​‍ ‌‌ ​ ‌ ‌​‌ ‌‌‌‍‌​‌‍‍‌‌‍ ​‍ ‍‌ ‌‍‌‍‌‌‌ ​‍‌‍​ ‌‍‌‌‌‍ ​​‍ ‍‌‍​‌‌ ​​‌ ​​​‍‌‍‌‍‍‌‌‍‌​​ ‌‌‍​‌‌‍​‍​ ‍​‌‍‌‍‌‍‌​​ ‌‌​ ​‌​ ​‌​‍ ‌​ ​​​ ​ ‌‍​ ‌‍​‌​‍ ‌​ ‌​​ ‌‍​ ​‌​ ‌​​‍ ‌​ ‍‌​ ‌ ​ ‌‌‌‍‌‍​‍ ‌‌‍‌‍‌‍​‍​ ‌‌​ ​‌‌‍‌‌​ ‍‌‌‍‌​‌‍​‌​ ‌‌​ ​​​ ‌‍‌‍‌‌​‍‌‍‌ ‌​‌ ‍‌‌ ​​‌‍‌‌​ ‌‌‍‍​‌‍ ‌ ‌​‌‍‌‌‌‍ ​‌​ ‌‌‍‌‌‌‍ ‍‌ ‌‌‌​‍‌‌ ‌​‌‍‌‌‌‍ ‌​‍‌‍‌ ​​‌‍​‌‌ ‌​‌‍‍​​ ‌‌‍‌​‌‍‌‌‌ ​ ‌‍​ ‌ ​‍‌‍‍‌‌ ​​‌ ‌​‌‍‍‌‌‍ ‌‍ ‍​‍‌‍‌ ​​‌‍‌‌‌ ​‍‌ ​ ‌ ​​‌‍‌‌‌‍​ ‌ ‌​‌‍‍‌‌ ‌‍‌‍‌‌​ ‌‌ ​​‌ ‌‌‌‍​‍‌‍ ​‌‍‍‌‌ ​ ‌‍‍​‌‍‌‌‌‍‌​​‍​‍‌ ‌
vg​​​​‌ ‍ ​‍​‍‌‍ ‌ ​‍‌‍‍‌‌‍‌ ‌‍‍‌‌‍ ‍​‍​‍​ ‍‍​‍​‍‌ ​ ‌‍​‌‌‍ ‍‌‍‍‌‌ ‌​‌ ‍‌​‍ ‍‌‍‍‌‌‍ ​‍​‍​‍ ​​‍​‍‌‍‍​‌ ​‍‌‍‌‌‌‍‌‍​‍​‍​ ‍‍​‍​‍‌‍‍​‌ ‌​‌ ‌​‌ ​​‌ ​ ​ ‍‍​‍ ​‍ ‌‍ ​​‍ ‌‌‍​‌‌‍ ‍‌‍‌​​‍ ‌‌ ​‍​‍ ‌‌‍‍​‌‍ ‌ ‌​‌‍‌‌‌‍ ​‌ ​ ​‍ ‌‌ ​ ‌ ‌​‌ ‌‌‌‍‌​‌‍‍‌‌‍ ​‍ ‍‌ ‌‍‌‍‌‌‌ ​‍‌‍​ ‌‍‌‌‌‍ ​​‍ ‍‌‍​‌‌ ​​‌ ​​​‍ ‌‍‍‌‌‍ ‍‌ ‌​‌‍‌‌‌‍ ‍‌ ‌​​‍ ‌‍‌‌‌‍‌​‌‍‍‌‌ ‌​​‍ ‌‍ ‌‌‍ ‌‍‌​‌‍‌‌​ ‌‌ ​​‌ ​‍‌‍‌‌‌ ​ ‌‍‌‌‌‍ ‍‌ ‌​‌‍​‌‌ ‌​‌‍‍‌‌‍ ‌‍ ‍​ ‍ ‌‍‍‌‌‍‌​​ ‌‌‍​‌‌‍​‍​ ‍​‌‍‌‍‌‍‌​​ ‌‌​ ​‌​ ​‌​‍ ‌​ ​​​ ​ ‌‍​ ‌‍​‌​‍ ‌​ ‌​​ ‌‍​ ​‌​ ‌​​‍ ‌​ ‍‌​ ‌ ​ ‌‌‌‍‌‍​‍ ‌‌‍‌‍‌‍​‍​ ‌‌​ ​‌‌‍‌‌​ ‍‌‌‍‌​‌‍​‌​ ‌‌​ ​​​ ‌‍‌‍‌‌​ ‍ ‌ ‌​‌ ‍‌‌ ​​‌‍‌‌​ ‌‌‍‍​‌‍ ‌ ‌​‌‍‌‌‌‍ ​‌​ ‌‌‍‌‌‌‍ ‍‌ ‌‌‌​‍‌‌ ‌​‌‍‌‌‌‍ ‌​ ‍ ‌ ​​‌‍​‌‌ ‌​‌‍‍​​ ‌‌‍‌​‌‍‍‌‌‍‌‌‌ ‌​‌‍​‌‌ ​‍‌ ‍‌‌​‍‌‌‍ ‍‌‍‌‍‌‍ ​ ‌‍​‍‌‍​‌‌ ​ ‌‍‌‌‌‌‌‌‌ ​‍‌‍ ​​ ‌‌‍‍​‌ ‌​‌ ‌​‌ ​​‌ ​ ​‍‌‌​ ​ ‌​​‌​‍‌‌​ ​‍‌​‌‍​‍‌‌​ ​‍‌​‌‍‌‍ ​​‍ ‌‌‍​‌‌‍ ‍‌‍‌​​‍ ‌‌ ​‍​‍ ‌‌‍‍​‌‍ ‌ ‌​‌‍‌‌‌‍ ​‌ ​ ​‍ ‌‌ ​ ‌ ‌​‌ ‌‌‌‍‌​‌‍‍‌‌‍ ​‍ ‍‌ ‌‍‌‍‌‌‌ ​‍‌‍​ ‌‍‌‌‌‍ ​​‍ ‍‌‍​‌‌ ​​‌ ​​​‍‌‍‌‍‍‌‌‍‌​​ ‌‌‍​‌‌‍​‍​ ‍​‌‍‌‍‌‍‌​​ ‌‌​ ​‌​ ​‌​‍ ‌​ ​​​ ​ ‌‍​ ‌‍​‌​‍ ‌​ ‌​​ ‌‍​ ​‌​ ‌​​‍ ‌​ ‍‌​ ‌ ​ ‌‌‌‍‌‍​‍ ‌‌‍‌‍‌‍​‍​ ‌‌​ ​‌‌‍‌‌​ ‍‌‌‍‌​‌‍​‌​ ‌‌​ ​​​ ‌‍‌‍‌‌​‍‌‍‌ ‌​‌ ‍‌‌ ​​‌‍‌‌​ ‌‌‍‍​‌‍ ‌ ‌​‌‍‌‌‌‍ ​‌​ ‌‌‍‌‌‌‍ ‍‌ ‌‌‌​‍‌‌ ‌​‌‍‌‌‌‍ ‌​‍‌‍‌ ​​‌‍​‌‌ ‌​‌‍‍​​ ‌‌‍‌​‌‍‍‌‌‍‌‌‌ ‌​‌‍​‌‌ ​‍‌ ‍‌‌​‍‌‌‍ ‍‌‍‌‍‌‍ ​‍‌‍‌ ​​‌‍‌‌‌ ​‍‌ ​ ‌ ​​‌‍‌‌‌‍​ ‌ ‌​‌‍‍‌‌ ‌‍‌‍‌‌​ ‌‌ ​​‌ ‌‌‌‍​‍‌‍ ​‌‍‍‌‌ ​ ‌‍‍​‌‍‌‌‌‍‌​​‍​‍‌ ‌
26​​​​‌ ‍ ​‍​‍‌‍ ‌ ​‍‌‍‍‌‌‍‌ ‌‍‍‌‌‍ ‍​‍​‍​ ‍‍​‍​‍‌ ​ ‌‍​‌‌‍ ‍‌‍‍‌‌ ‌​‌ ‍‌​‍ ‍‌‍‍‌‌‍ ​‍​‍​‍ ​​‍​‍‌‍‍​‌ ​‍‌‍‌‌‌‍‌‍​‍​‍​ ‍‍​‍​‍‌‍‍​‌ ‌​‌ ‌​‌ ​​‌ ​ ​ ‍‍​‍ ​‍ ‌‍ ​​‍ ‌‌‍​‌‌‍ ‍‌‍‌​​‍ ‌‌ ​‍​‍ ‌‌‍‍​‌‍ ‌ ‌​‌‍‌‌‌‍ ​‌ ​ ​‍ ‌‌ ​ ‌ ‌​‌ ‌‌‌‍‌​‌‍‍‌‌‍ ​‍ ‍‌ ‌‍‌‍‌‌‌ ​‍‌‍​ ‌‍‌‌‌‍ ​​‍ ‍‌‍​‌‌ ​​‌ ​​​‍ ‌‍‍‌‌‍ ‍‌ ‌​‌‍‌‌‌‍ ‍‌ ‌​​‍ ‌‍‌‌‌‍‌​‌‍‍‌‌ ‌​​‍ ‌‍ ‌‌‍ ‌‍‌​‌‍‌‌​ ‌‌ ​​‌ ​‍‌‍‌‌‌ ​ ‌‍‌‌‌‍ ‍‌ ‌​‌‍​‌‌ ‌​‌‍‍‌‌‍ ‌‍ ‍​ ‍ ‌‍‍‌‌‍‌​​ ‌‌‍​‌‌‍​‍​ ‍​‌‍‌‍‌‍‌​​ ‌‌​ ​‌​ ​‌​‍ ‌​ ​​​ ​ ‌‍​ ‌‍​‌​‍ ‌​ ‌​​ ‌‍​ ​‌​ ‌​​‍ ‌​ ‍‌​ ‌ ​ ‌‌‌‍‌‍​‍ ‌‌‍‌‍‌‍​‍​ ‌‌​ ​‌‌‍‌‌​ ‍‌‌‍‌​‌‍​‌​ ‌‌​ ​​​ ‌‍‌‍‌‌​ ‍ ‌ ‌​‌ ‍‌‌ ​​‌‍‌‌​ ‌‌‍‍​‌‍ ‌ ‌​‌‍‌‌‌‍ ​‌​ ‌‌‍‌‌‌‍ ‍‌ ‌‌‌​‍‌‌ ‌​‌‍‌‌‌‍ ‌​ ‍ ‌ ​​‌‍​‌‌ ‌​‌‍‍​​ ‌‌ ​​‌ ​‍‌‍‍‌‌‍​ ‌‍‌‌​ ‌‍​‍‌‍​‌‌ ​ ‌‍‌‌‌‌‌‌‌ ​‍‌‍ ​​ ‌‌‍‍​‌ ‌​‌ ‌​‌ ​​‌ ​ ​‍‌‌​ ​ ‌​​‌​‍‌‌​ ​‍‌​‌‍​‍‌‌​ ​‍‌​‌‍‌‍ ​​‍ ‌‌‍​‌‌‍ ‍‌‍‌​​‍ ‌‌ ​‍​‍ ‌‌‍‍​‌‍ ‌ ‌​‌‍‌‌‌‍ ​‌ ​ ​‍ ‌‌ ​ ‌ ‌​‌ ‌‌‌‍‌​‌‍‍‌‌‍ ​‍ ‍‌ ‌‍‌‍‌‌‌ ​‍‌‍​ ‌‍‌‌‌‍ ​​‍ ‍‌‍​‌‌ ​​‌ ​​​‍‌‍‌‍‍‌‌‍‌​​ ‌‌‍​‌‌‍​‍​ ‍​‌‍‌‍‌‍‌​​ ‌‌​ ​‌​ ​‌​‍ ‌​ ​​​ ​ ‌‍​ ‌‍​‌​‍ ‌​ ‌​​ ‌‍​ ​‌​ ‌​​‍ ‌​ ‍‌​ ‌ ​ ‌‌‌‍‌‍​‍ ‌‌‍‌‍‌‍​‍​ ‌‌​ ​‌‌‍‌‌​ ‍‌‌‍‌​‌‍​‌​ ‌‌​ ​​​ ‌‍‌‍‌‌​‍‌‍‌ ‌​‌ ‍‌‌ ​​‌‍‌‌​ ‌‌‍‍​‌‍ ‌ ‌​‌‍‌‌‌‍ ​‌​ ‌‌‍‌‌‌‍ ‍‌ ‌‌‌​‍‌‌ ‌​‌‍‌‌‌‍ ‌​‍‌‍‌ ​​‌‍​‌‌ ‌​‌‍‍​​ ‌‌ ​​‌ ​‍‌‍‍‌‌‍​ ‌‍‌‌​‍‌‍‌ ​​‌‍‌‌‌ ​‍‌ ​ ‌ ​​‌‍‌‌‌‍​ ‌ ‌​‌‍‍‌‌ ‌‍‌‍‌‌​ ‌‌ ​​‌ ‌‌‌‍​‍‌‍ ​‌‍‍‌‌ ​ ‌‍‍​‌‍‌‌‌‍‌​​‍​‍‌ ‌
Carpaccio de thon​​​​‌ ‍ ​‍​‍‌‍ ‌ ​‍‌‍‍‌‌‍‌ ‌‍‍‌‌‍ ‍​‍​‍​ ‍‍​‍​‍‌ ​ ‌‍​‌‌‍ ‍‌‍‍‌‌ ‌​‌ ‍‌​‍ ‍‌‍‍‌‌‍ ​‍​‍​‍ ​​‍​‍‌‍‍​‌ ​‍‌‍‌‌‌‍‌‍​‍​‍​ ‍‍​‍​‍‌‍‍​‌ ‌​‌ ‌​‌ ​​‌ ​ ​ ‍‍​‍ ​‍ ‌‍ ​​‍ ‌‌‍​‌‌‍ ‍‌‍‌​​‍ ‌‌ ​‍​‍ ‌‌‍‍​‌‍ ‌ ‌​‌‍‌‌‌‍ ​‌ ​ ​‍ ‌‌ ​ ‌ ‌​‌ ‌‌‌‍‌​‌‍‍‌‌‍ ​‍ ‍‌ ‌‍‌‍‌‌‌ ​‍‌‍​ ‌‍‌‌‌‍ ​​‍ ‍‌‍​‌‌ ​​‌ ​​​‍ ‌‍‍‌‌‍ ‍‌ ‌​‌‍‌‌‌‍ ‍‌ ‌​​‍ ‌‍‌‌‌‍‌​‌‍‍‌‌ ‌​​‍ ‌‍ ‌‌‍ ‌‍‌​‌‍‌‌​ ‌‌ ​​‌ ​‍‌‍‌‌‌ ​ ‌‍‌‌‌‍ ‍‌ ‌​‌‍​‌‌ ‌​‌‍‍‌‌‍ ‌‍ ‍​ ‍ ‌‍‍‌‌‍‌​​ ‌​ ​ ‌‍​‌‌‍​ ​ ​‌‌‍​‌‌‍‌‌​ ​‍​ ​‍​‍ ‌​ ​​​ ‌ ​ ‍​​ ‌ ​‍ ‌​ ‌​​ ‌ ​ ‌‍​ ​‌​‍ ‌‌‍​‌​ ‌ ​ ‌‌‌‍‌​​‍ ‌​ ‌‍​ ​​‌‍‌‌‌‍​ ​ ‌​‌‍‌​​ ‌​​ ​ ​ ‍‌​ ‍‌​ ​​‌‍‌‍​ ‍ ‌ ‌​‌ ‍‌‌ ​​‌‍‌‌​ ‌‌‍‍​‌‍ ‌ ‌​‌‍‌‌‌‍ ​‌​ ‌‌‍‌‌‌‍ ‍‌ ‌‌‌​‍‌‌ ‌​‌‍‌‌‌‍ ‌​ ‍ ‌ ​​‌‍​‌‌ ‌​‌‍‍​​ ‌‌ ‌​‌‍‍‌‌ ‌​‌‍ ​‌‍‌‌​ ‌‍​‍‌‍​‌‌ ​ ‌‍‌‌‌‌‌‌‌ ​‍‌‍ ​​ ‌‌‍‍​‌ ‌​‌ ‌​‌ ​​‌ ​ ​‍‌‌​ ​ ‌​​‌​‍‌‌​ ​‍‌​‌‍​‍‌‌​ ​‍‌​‌‍‌‍ ​​‍ ‌‌‍​‌‌‍ ‍‌‍‌​​‍ ‌‌ ​‍​‍ ‌‌‍‍​‌‍ ‌ ‌​‌‍‌‌‌‍ ​‌ ​ ​‍ ‌‌ ​ ‌ ‌​‌ ‌‌‌‍‌​‌‍‍‌‌‍ ​‍ ‍‌ ‌‍‌‍‌‌‌ ​‍‌‍​ ‌‍‌‌‌‍ ​​‍ ‍‌‍​‌‌ ​​‌ ​​​‍‌‍‌‍‍‌‌‍‌​​ ‌​ ​ ‌‍​‌‌‍​ ​ ​‌‌‍​‌‌‍‌‌​ ​‍​ ​‍​‍ ‌​ ​​​ ‌ ​ ‍​​ ‌ ​‍ ‌​ ‌​​ ‌ ​ ‌‍​ ​‌​‍ ‌‌‍​‌​ ‌ ​ ‌‌‌‍‌​​‍ ‌​ ‌‍​ ​​‌‍‌‌‌‍​ ​ ‌​‌‍‌​​ ‌​​ ​ ​ ‍‌​ ‍‌​ ​​‌‍‌‍​‍‌‍‌ ‌​‌ ‍‌‌ ​​‌‍‌‌​ ‌‌‍‍​‌‍ ‌ ‌​‌‍‌‌‌‍ ​‌​ ‌‌‍‌‌‌‍ ‍‌ ‌‌‌​‍‌‌ ‌​‌‍‌‌‌‍ ‌​‍‌‍‌ ​​‌‍​‌‌ ‌​‌‍‍​​ ‌‌ ‌​‌‍‍‌‌ ‌​‌‍ ​‌‍‌‌​‍‌‍‌ ​​‌‍‌‌‌ ​‍‌ ​ ‌ ​​‌‍‌‌‌‍​ ‌ ‌​‌‍‍‌‌ ‌‍‌‍‌‌​ ‌‌ ​​‌ ‌‌‌‍​‍‌‍ ​‌‍‍‌‌ ​ ‌‍‍​‌‍‌‌‌‍‌​​‍​‍‌ ‌
marinade au yuzu kosho, basilic, grenade et courgette​​​​‌ ‍ ​‍​‍‌‍ ‌ ​‍‌‍‍‌‌‍‌ ‌‍‍‌‌‍ ‍​‍​‍​ ‍‍​‍​‍‌ ​ ‌‍​‌‌‍ ‍‌‍‍‌‌ ‌​‌ ‍‌​‍ ‍‌‍‍‌‌‍ ​‍​‍​‍ ​​‍​‍‌‍‍​‌ ​‍‌‍‌‌‌‍‌‍​‍​‍​ ‍‍​‍​‍‌‍‍​‌ ‌​‌ ‌​‌ ​​‌ ​ ​ ‍‍​‍ ​‍ ‌‍ ​​‍ ‌‌‍​‌‌‍ ‍‌‍‌​​‍ ‌‌ ​‍​‍ ‌‌‍‍​‌‍ ‌ ‌​‌‍‌‌‌‍ ​‌ ​ ​‍ ‌‌ ​ ‌ ‌​‌ ‌‌‌‍‌​‌‍‍‌‌‍ ​‍ ‍‌ ‌‍‌‍‌‌‌ ​‍‌‍​ ‌‍‌‌‌‍ ​​‍ ‍‌‍​‌‌ ​​‌ ​​​‍ ‌‍‍‌‌‍ ‍‌ ‌​‌‍‌‌‌‍ ‍‌ ‌​​‍ ‌‍‌‌‌‍‌​‌‍‍‌‌ ‌​​‍ ‌‍ ‌‌‍ ‌‍‌​‌‍‌‌​ ‌‌ ​​‌ ​‍‌‍‌‌‌ ​ ‌‍‌‌‌‍ ‍‌ ‌​‌‍​‌‌ ‌​‌‍‍‌‌‍ ‌‍ ‍​ ‍ ‌‍‍‌‌‍‌​​ ‌​ ​ ‌‍​‌‌‍​ ​ ​‌‌‍​‌‌‍‌‌​ ​‍​ ​‍​‍ ‌​ ​​​ ‌ ​ ‍​​ ‌ ​‍ ‌​ ‌​​ ‌ ​ ‌‍​ ​‌​‍ ‌‌‍​‌​ ‌ ​ ‌‌‌‍‌​​‍ ‌​ ‌‍​ ​​‌‍‌‌‌‍​ ​ ‌​‌‍‌​​ ‌​​ ​ ​ ‍‌​ ‍‌​ ​​‌‍‌‍​ ‍ ‌ ‌​‌ ‍‌‌ ​​‌‍‌‌​ ‌‌‍‍​‌‍ ‌ ‌​‌‍‌‌‌‍ ​‌​ ‌‌‍‌‌‌‍ ‍‌ ‌‌‌​‍‌‌ ‌​‌‍‌‌‌‍ ‌​ ‍ ‌ ​​‌‍​‌‌ ‌​‌‍‍​​ ‌‌‍‌​‌‍‌‌‌ ​ ‌‍​ ‌ ​‍‌‍‍‌‌ ​​‌ ‌​‌‍‍‌‌‍ ‌‍ ‍​ ‌‍​‍‌‍​‌‌ ​ ‌‍‌‌‌‌‌‌‌ ​‍‌‍ ​​ ‌‌‍‍​‌ ‌​‌ ‌​‌ ​​‌ ​ ​‍‌‌​ ​ ‌​​‌​‍‌‌​ ​‍‌​‌‍​‍‌‌​ ​‍‌​‌‍‌‍ ​​‍ ‌‌‍​‌‌‍ ‍‌‍‌​​‍ ‌‌ ​‍​‍ ‌‌‍‍​‌‍ ‌ ‌​‌‍‌‌‌‍ ​‌ ​ ​‍ ‌‌ ​ ‌ ‌​‌ ‌‌‌‍‌​‌‍‍‌‌‍ ​‍ ‍‌ ‌‍‌‍‌‌‌ ​‍‌‍​ ‌‍‌‌‌‍ ​​‍ ‍‌‍​‌‌ ​​‌ ​​​‍‌‍‌‍‍‌‌‍‌​​ ‌​ ​ ‌‍​‌‌‍​ ​ ​‌‌‍​‌‌‍‌‌​ ​‍​ ​‍​‍ ‌​ ​​​ ‌ ​ ‍​​ ‌ ​‍ ‌​ ‌​​ ‌ ​ ‌‍​ ​‌​‍ ‌‌‍​‌​ ‌ ​ ‌‌‌‍‌​​‍ ‌​ ‌‍​ ​​‌‍‌‌‌‍​ ​ ‌​‌‍‌​​ ‌​​ ​ ​ ‍‌​ ‍‌​ ​​‌‍‌‍​‍‌‍‌ ‌​‌ ‍‌‌ ​​‌‍‌‌​ ‌‌‍‍​‌‍ ‌ ‌​‌‍‌‌‌‍ ​‌​ ‌‌‍‌‌‌‍ ‍‌ ‌‌‌​‍‌‌ ‌​‌‍‌‌‌‍ ‌​‍‌‍‌ ​​‌‍​‌‌ ‌​‌‍‍​​ ‌‌‍‌​‌‍‌‌‌ ​ ‌‍​ ‌ ​‍‌‍‍‌‌ ​​‌ ‌​‌‍‍‌‌‍ ‌‍ ‍​‍‌‍‌ ​​‌‍‌‌‌ ​‍‌ ​ ‌ ​​‌‍‌‌‌‍​ ‌ ‌​‌‍‍‌‌ ‌‍‌‍‌‌​ ‌‌ ​​‌ ‌‌‌‍​‍‌‍ ​‌‍‍‌‌ ​ ‌‍‍​‌‍‌‌‌‍‌​​‍​‍‌ ‌
gf​​​​‌ ‍ ​‍​‍‌‍ ‌ ​‍‌‍‍‌‌‍‌ ‌‍‍‌‌‍ ‍​‍​‍​ ‍‍​‍​‍‌ ​ ‌‍​‌‌‍ ‍‌‍‍‌‌ ‌​‌ ‍‌​‍ ‍‌‍‍‌‌‍ ​‍​‍​‍ ​​‍​‍‌‍‍​‌ ​‍‌‍‌‌‌‍‌‍​‍​‍​ ‍‍​‍​‍‌‍‍​‌ ‌​‌ ‌​‌ ​​‌ ​ ​ ‍‍​‍ ​‍ ‌‍ ​​‍ ‌‌‍​‌‌‍ ‍‌‍‌​​‍ ‌‌ ​‍​‍ ‌‌‍‍​‌‍ ‌ ‌​‌‍‌‌‌‍ ​‌ ​ ​‍ ‌‌ ​ ‌ ‌​‌ ‌‌‌‍‌​‌‍‍‌‌‍ ​‍ ‍‌ ‌‍‌‍‌‌‌ ​‍‌‍​ ‌‍‌‌‌‍ ​​‍ ‍‌‍​‌‌ ​​‌ ​​​‍ ‌‍‍‌‌‍ ‍‌ ‌​‌‍‌‌‌‍ ‍‌ ‌​​‍ ‌‍‌‌‌‍‌​‌‍‍‌‌ ‌​​‍ ‌‍ ‌‌‍ ‌‍‌​‌‍‌‌​ ‌‌ ​​‌ ​‍‌‍‌‌‌ ​ ‌‍‌‌‌‍ ‍‌ ‌​‌‍​‌‌ ‌​‌‍‍‌‌‍ ‌‍ ‍​ ‍ ‌‍‍‌‌‍‌​​ ‌​ ​ ‌‍​‌‌‍​ ​ ​‌‌‍​‌‌‍‌‌​ ​‍​ ​‍​‍ ‌​ ​​​ ‌ ​ ‍​​ ‌ ​‍ ‌​ ‌​​ ‌ ​ ‌‍​ ​‌​‍ ‌‌‍​‌​ ‌ ​ ‌‌‌‍‌​​‍ ‌​ ‌‍​ ​​‌‍‌‌‌‍​ ​ ‌​‌‍‌​​ ‌​​ ​ ​ ‍‌​ ‍‌​ ​​‌‍‌‍​ ‍ ‌ ‌​‌ ‍‌‌ ​​‌‍‌‌​ ‌‌‍‍​‌‍ ‌ ‌​‌‍‌‌‌‍ ​‌​ ‌‌‍‌‌‌‍ ‍‌ ‌‌‌​‍‌‌ ‌​‌‍‌‌‌‍ ‌​ ‍ ‌ ​​‌‍​‌‌ ‌​‌‍‍​​ ‌‌‍‌​‌‍‍‌‌‍‌‌‌ ‌​‌‍​‌‌ ​‍‌ ‍‌‌​‍‌‌‍ ‍‌‍‌‍‌‍ ​ ‌‍​‍‌‍​‌‌ ​ ‌‍‌‌‌‌‌‌‌ ​‍‌‍ ​​ ‌‌‍‍​‌ ‌​‌ ‌​‌ ​​‌ ​ ​‍‌‌​ ​ ‌​​‌​‍‌‌​ ​‍‌​‌‍​‍‌‌​ ​‍‌​‌‍‌‍ ​​‍ ‌‌‍​‌‌‍ ‍‌‍‌​​‍ ‌‌ ​‍​‍ ‌‌‍‍​‌‍ ‌ ‌​‌‍‌‌‌‍ ​‌ ​ ​‍ ‌‌ ​ ‌ ‌​‌ ‌‌‌‍‌​‌‍‍‌‌‍ ​‍ ‍‌ ‌‍‌‍‌‌‌ ​‍‌‍​ ‌‍‌‌‌‍ ​​‍ ‍‌‍​‌‌ ​​‌ ​​​‍‌‍‌‍‍‌‌‍‌​​ ‌​ ​ ‌‍​‌‌‍​ ​ ​‌‌‍​‌‌‍‌‌​ ​‍​ ​‍​‍ ‌​ ​​​ ‌ ​ ‍​​ ‌ ​‍ ‌​ ‌​​ ‌ ​ ‌‍​ ​‌​‍ ‌‌‍​‌​ ‌ ​ ‌‌‌‍‌​​‍ ‌​ ‌‍​ ​​‌‍‌‌‌‍​ ​ ‌​‌‍‌​​ ‌​​ ​ ​ ‍‌​ ‍‌​ ​​‌‍‌‍​‍‌‍‌ ‌​‌ ‍‌‌ ​​‌‍‌‌​ ‌‌‍‍​‌‍ ‌ ‌​‌‍‌‌‌‍ ​‌​ ‌‌‍‌‌‌‍ ‍‌ ‌‌‌​‍‌‌ ‌​‌‍‌‌‌‍ ‌​‍‌‍‌ ​​‌‍​‌‌ ‌​‌‍‍​​ ‌‌‍‌​‌‍‍‌‌‍‌‌‌ ‌​‌‍​‌‌ ​‍‌ ‍‌‌​‍‌‌‍ ‍‌‍‌‍‌‍ ​‍‌‍‌ ​​‌‍‌‌‌ ​‍‌ ​ ‌ ​​‌‍‌‌‌‍​ ‌ ‌​‌‍‍‌‌ ‌‍‌‍‌‌​ ‌‌ ​​‌ ‌‌‌‍​‍‌‍ ​‌‍‍‌‌ ​ ‌‍‍​‌‍‌‌‌‍‌​​‍​‍‌ ‌
36​​​​‌ ‍ ​‍​‍‌‍ ‌ ​‍‌‍‍‌‌‍‌ ‌‍‍‌‌‍ ‍​‍​‍​ ‍‍​‍​‍‌ ​ ‌‍​‌‌‍ ‍‌‍‍‌‌ ‌​‌ ‍‌​‍ ‍‌‍‍‌‌‍ ​‍​‍​‍ ​​‍​‍‌‍‍​‌ ​‍‌‍‌‌‌‍‌‍​‍​‍​ ‍‍​‍​‍‌‍‍​‌ ‌​‌ ‌​‌ ​​‌ ​ ​ ‍‍​‍ ​‍ ‌‍ ​​‍ ‌‌‍​‌‌‍ ‍‌‍‌​​‍ ‌‌ ​‍​‍ ‌‌‍‍​‌‍ ‌ ‌​‌‍‌‌‌‍ ​‌ ​ ​‍ ‌‌ ​ ‌ ‌​‌ ‌‌‌‍‌​‌‍‍‌‌‍ ​‍ ‍‌ ‌‍‌‍‌‌‌ ​‍‌‍​ ‌‍‌‌‌‍ ​​‍ ‍‌‍​‌‌ ​​‌ ​​​‍ ‌‍‍‌‌‍ ‍‌ ‌​‌‍‌‌‌‍ ‍‌ ‌​​‍ ‌‍‌‌‌‍‌​‌‍‍‌‌ ‌​​‍ ‌‍ ‌‌‍ ‌‍‌​‌‍‌‌​ ‌‌ ​​‌ ​‍‌‍‌‌‌ ​ ‌‍‌‌‌‍ ‍‌ ‌​‌‍​‌‌ ‌​‌‍‍‌‌‍ ‌‍ ‍​ ‍ ‌‍‍‌‌‍‌​​ ‌​ ​ ‌‍​‌‌‍​ ​ ​‌‌‍​‌‌‍‌‌​ ​‍​ ​‍​‍ ‌​ ​​​ ‌ ​ ‍​​ ‌ ​‍ ‌​ ‌​​ ‌ ​ ‌‍​ ​‌​‍ ‌‌‍​‌​ ‌ ​ ‌‌‌‍‌​​‍ ‌​ ‌‍​ ​​‌‍‌‌‌‍​ ​ ‌​‌‍‌​​ ‌​​ ​ ​ ‍‌​ ‍‌​ ​​‌‍‌‍​ ‍ ‌ ‌​‌ ‍‌‌ ​​‌‍‌‌​ ‌‌‍‍​‌‍ ‌ ‌​‌‍‌‌‌‍ ​‌​ ‌‌‍‌‌‌‍ ‍‌ ‌‌‌​‍‌‌ ‌​‌‍‌‌‌‍ ‌​ ‍ ‌ ​​‌‍​‌‌ ‌​‌‍‍​​ ‌‌ ​​‌ ​‍‌‍‍‌‌‍​ ‌‍‌‌​ ‌‍​‍‌‍​‌‌ ​ ‌‍‌‌‌‌‌‌‌ ​‍‌‍ ​​ ‌‌‍‍​‌ ‌​‌ ‌​‌ ​​‌ ​ ​‍‌‌​ ​ ‌​​‌​‍‌‌​ ​‍‌​‌‍​‍‌‌​ ​‍‌​‌‍‌‍ ​​‍ ‌‌‍​‌‌‍ ‍‌‍‌​​‍ ‌‌ ​‍​‍ ‌‌‍‍​‌‍ ‌ ‌​‌‍‌‌‌‍ ​‌ ​ ​‍ ‌‌ ​ ‌ ‌​‌ ‌‌‌‍‌​‌‍‍‌‌‍ ​‍ ‍‌ ‌‍‌‍‌‌‌ ​‍‌‍​ ‌‍‌‌‌‍ ​​‍ ‍‌‍​‌‌ ​​‌ ​​​‍‌‍‌‍‍‌‌‍‌​​ ‌​ ​ ‌‍​‌‌‍​ ​ ​‌‌‍​‌‌‍‌‌​ ​‍​ ​‍​‍ ‌​ ​​​ ‌ ​ ‍​​ ‌ ​‍ ‌​ ‌​​ ‌ ​ ‌‍​ ​‌​‍ ‌‌‍​‌​ ‌ ​ ‌‌‌‍‌​​‍ ‌​ ‌‍​ ​​‌‍‌‌‌‍​ ​ ‌​‌‍‌​​ ‌​​ ​ ​ ‍‌​ ‍‌​ ​​‌‍‌‍​‍‌‍‌ ‌​‌ ‍‌‌ ​​‌‍‌‌​ ‌‌‍‍​‌‍ ‌ ‌​‌‍‌‌‌‍ ​‌​ ‌‌‍‌‌‌‍ ‍‌ ‌‌‌​‍‌‌ ‌​‌‍‌‌‌‍ ‌​‍‌‍‌ ​​‌‍​‌‌ ‌​‌‍‍​​ ‌‌ ​​‌ ​‍‌‍‍‌‌‍​ ‌‍‌‌​‍‌‍‌ ​​‌‍‌‌‌ ​‍‌ ​ ‌ ​​‌‍‌‌‌‍​ ‌ ‌​‌‍‍‌‌ ‌‍‌‍‌‌​ ‌‌ ​​‌ ‌‌‌‍​‍‌‍ ​‌‍‍‌‌ ​ ‌‍‍​‌‍‌‌‌‍‌​​‍​‍‌ ‌
Crudo de sériole​​​​‌ ‍ ​‍​‍‌‍ ‌ ​‍‌‍‍‌‌‍‌ ‌‍‍‌‌‍ ‍​‍​‍​ ‍‍​‍​‍‌ ​ ‌‍​‌‌‍ ‍‌‍‍‌‌ ‌​‌ ‍‌​‍ ‍‌‍‍‌‌‍ ​‍​‍​‍ ​​‍​‍‌‍‍​‌ ​‍‌‍‌‌‌‍‌‍​‍​‍​ ‍‍​‍​‍‌‍‍​‌ ‌​‌ ‌​‌ ​​‌ ​ ​ ‍‍​‍ ​‍ ‌‍ ​​‍ ‌‌‍​‌‌‍ ‍‌‍‌​​‍ ‌‌ ​‍​‍ ‌‌‍‍​‌‍ ‌ ‌​‌‍‌‌‌‍ ​‌ ​ ​‍ ‌‌ ​ ‌ ‌​‌ ‌‌‌‍‌​‌‍‍‌‌‍ ​‍ ‍‌ ‌‍‌‍‌‌‌ ​‍‌‍​ ‌‍‌‌‌‍ ​​‍ ‍‌‍​‌‌ ​​‌ ​​​‍ ‌‍‍‌‌‍ ‍‌ ‌​‌‍‌‌‌‍ ‍‌ ‌​​‍ ‌‍‌‌‌‍‌​‌‍‍‌‌ ‌​​‍ ‌‍ ‌‌‍ ‌‍‌​‌‍‌‌​ ‌‌ ​​‌ ​‍‌‍‌‌‌ ​ ‌‍‌‌‌‍ ‍‌ ‌​‌‍​‌‌ ‌​‌‍‍‌‌‍ ‌‍ ‍​ ‍ ‌‍‍‌‌‍‌​​ ‌‌‍‌‌​ ‌​​ ​​​ ​ ‌‍​ ​ ​ ​ ‌‍​ ​​​‍ ‌​ ‍​​ ​‍​ ‌ ‌‍‌​​‍ ‌​ ‌​‌‍‌‍​ ​ ‌‍‌‌​‍ ‌​ ‍‌​ ‌​‌‍‌​‌‍‌​​‍ ‌​ ‍‌‌‍​‌​ ‌ ‌‍‌‍‌‍​‌‌‍​ ​ ‌ ​ ​‌​ ‍​​ ‌‌​ ‌​​ ​​​ ‍ ‌ ‌​‌ ‍‌‌ ​​‌‍‌‌​ ‌‌‍‍​‌‍ ‌ ‌​‌‍‌‌‌‍ ​‌​ ‌‌‍‌‌‌‍ ‍‌ ‌‌‌​‍‌‌ ‌​‌‍‌‌‌‍ ‌​ ‍ ‌ ​​‌‍​‌‌ ‌​‌‍‍​​ ‌‌ ‌​‌‍‍‌‌ ‌​‌‍ ​‌‍‌‌​ ‌‍​‍‌‍​‌‌ ​ ‌‍‌‌‌‌‌‌‌ ​‍‌‍ ​​ ‌‌‍‍​‌ ‌​‌ ‌​‌ ​​‌ ​ ​‍‌‌​ ​ ‌​​‌​‍‌‌​ ​‍‌​‌‍​‍‌‌​ ​‍‌​‌‍‌‍ ​​‍ ‌‌‍​‌‌‍ ‍‌‍‌​​‍ ‌‌ ​‍​‍ ‌‌‍‍​‌‍ ‌ ‌​‌‍‌‌‌‍ ​‌ ​ ​‍ ‌‌ ​ ‌ ‌​‌ ‌‌‌‍‌​‌‍‍‌‌‍ ​‍ ‍‌ ‌‍‌‍‌‌‌ ​‍‌‍​ ‌‍‌‌‌‍ ​​‍ ‍‌‍​‌‌ ​​‌ ​​​‍‌‍‌‍‍‌‌‍‌​​ ‌‌‍‌‌​ ‌​​ ​​​ ​ ‌‍​ ​ ​ ​ ‌‍​ ​​​‍ ‌​ ‍​​ ​‍​ ‌ ‌‍‌​​‍ ‌​ ‌​‌‍‌‍​ ​ ‌‍‌‌​‍ ‌​ ‍‌​ ‌​‌‍‌​‌‍‌​​‍ ‌​ ‍‌‌‍​‌​ ‌ ‌‍‌‍‌‍​‌‌‍​ ​ ‌ ​ ​‌​ ‍​​ ‌‌​ ‌​​ ​​​‍‌‍‌ ‌​‌ ‍‌‌ ​​‌‍‌‌​ ‌‌‍‍​‌‍ ‌ ‌​‌‍‌‌‌‍ ​‌​ ‌‌‍‌‌‌‍ ‍‌ ‌‌‌​‍‌‌ ‌​‌‍‌‌‌‍ ‌​‍‌‍‌ ​​‌‍​‌‌ ‌​‌‍‍​​ ‌‌ ‌​‌‍‍‌‌ ‌​‌‍ ​‌‍‌‌​‍‌‍‌ ​​‌‍‌‌‌ ​‍‌ ​ ‌ ​​‌‍‌‌‌‍​ ‌ ‌​‌‍‍‌‌ ‌‍‌‍‌‌​ ‌‌ ​​‌ ‌‌‌‍​‍‌‍ ​‌‍‍‌‌ ​ ‌‍‍​‌‍‌‌‌‍‌​​‍​‍‌ ‌
agrumes locaux, oignons nouveaux, jalapeños et huile d’olive​​​​‌ ‍ ​‍​‍‌‍ ‌ ​‍‌‍‍‌‌‍‌ ‌‍‍‌‌‍ ‍​‍​‍​ ‍‍​‍​‍‌ ​ ‌‍​‌‌‍ ‍‌‍‍‌‌ ‌​‌ ‍‌​‍ ‍‌‍‍‌‌‍ ​‍​‍​‍ ​​‍​‍‌‍‍​‌ ​‍‌‍‌‌‌‍‌‍​‍​‍​ ‍‍​‍​‍‌‍‍​‌ ‌​‌ ‌​‌ ​​‌ ​ ​ ‍‍​‍ ​‍ ‌‍ ​​‍ ‌‌‍​‌‌‍ ‍‌‍‌​​‍ ‌‌ ​‍​‍ ‌‌‍‍​‌‍ ‌ ‌​‌‍‌‌‌‍ ​‌ ​ ​‍ ‌‌ ​ ‌ ‌​‌ ‌‌‌‍‌​‌‍‍‌‌‍ ​‍ ‍‌ ‌‍‌‍‌‌‌ ​‍‌‍​ ‌‍‌‌‌‍ ​​‍ ‍‌‍​‌‌ ​​‌ ​​​‍ ‌‍‍‌‌‍ ‍‌ ‌​‌‍‌‌‌‍ ‍‌ ‌​​‍ ‌‍‌‌‌‍‌​‌‍‍‌‌ ‌​​‍ ‌‍ ‌‌‍ ‌‍‌​‌‍‌‌​ ‌‌ ​​‌ ​‍‌‍‌‌‌ ​ ‌‍‌‌‌‍ ‍‌ ‌​‌‍​‌‌ ‌​‌‍‍‌‌‍ ‌‍ ‍​ ‍ ‌‍‍‌‌‍‌​​ ‌‌‍‌‌​ ‌​​ ​​​ ​ ‌‍​ ​ ​ ​ ‌‍​ ​​​‍ ‌​ ‍​​ ​‍​ ‌ ‌‍‌​​‍ ‌​ ‌​‌‍‌‍​ ​ ‌‍‌‌​‍ ‌​ ‍‌​ ‌​‌‍‌​‌‍‌​​‍ ‌​ ‍‌‌‍​‌​ ‌ ‌‍‌‍‌‍​‌‌‍​ ​ ‌ ​ ​‌​ ‍​​ ‌‌​ ‌​​ ​​​ ‍ ‌ ‌​‌ ‍‌‌ ​​‌‍‌‌​ ‌‌‍‍​‌‍ ‌ ‌​‌‍‌‌‌‍ ​‌​ ‌‌‍‌‌‌‍ ‍‌ ‌‌‌​‍‌‌ ‌​‌‍‌‌‌‍ ‌​ ‍ ‌ ​​‌‍​‌‌ ‌​‌‍‍​​ ‌‌‍‌​‌‍‌‌‌ ​ ‌‍​ ‌ ​‍‌‍‍‌‌ ​​‌ ‌​‌‍‍‌‌‍ ‌‍ ‍​ ‌‍​‍‌‍​‌‌ ​ ‌‍‌‌‌‌‌‌‌ ​‍‌‍ ​​ ‌‌‍‍​‌ ‌​‌ ‌​‌ ​​‌ ​ ​‍‌‌​ ​ ‌​​‌​‍‌‌​ ​‍‌​‌‍​‍‌‌​ ​‍‌​‌‍‌‍ ​​‍ ‌‌‍​‌‌‍ ‍‌‍‌​​‍ ‌‌ ​‍​‍ ‌‌‍‍​‌‍ ‌ ‌​‌‍‌‌‌‍ ​‌ ​ ​‍ ‌‌ ​ ‌ ‌​‌ ‌‌‌‍‌​‌‍‍‌‌‍ ​‍ ‍‌ ‌‍‌‍‌‌‌ ​‍‌‍​ ‌‍‌‌‌‍ ​​‍ ‍‌‍​‌‌ ​​‌ ​​​‍‌‍‌‍‍‌‌‍‌​​ ‌‌‍‌‌​ ‌​​ ​​​ ​ ‌‍​ ​ ​ ​ ‌‍​ ​​​‍ ‌​ ‍​​ ​‍​ ‌ ‌‍‌​​‍ ‌​ ‌​‌‍‌‍​ ​ ‌‍‌‌​‍ ‌​ ‍‌​ ‌​‌‍‌​‌‍‌​​‍ ‌​ ‍‌‌‍​‌​ ‌ ‌‍‌‍‌‍​‌‌‍​ ​ ‌ ​ ​‌​ ‍​​ ‌‌​ ‌​​ ​​​‍‌‍‌ ‌​‌ ‍‌‌ ​​‌‍‌‌​ ‌‌‍‍​‌‍ ‌ ‌​‌‍‌‌‌‍ ​‌​ ‌‌‍‌‌‌‍ ‍‌ ‌‌‌​‍‌‌ ‌​‌‍‌‌‌‍ ‌​‍‌‍‌ ​​‌‍​‌‌ ‌​‌‍‍​​ ‌‌‍‌​‌‍‌‌‌ ​ ‌‍​ ‌ ​‍‌‍‍‌‌ ​​‌ ‌​‌‍‍‌‌‍ ‌‍ ‍​‍‌‍‌ ​​‌‍‌‌‌ ​‍‌ ​ ‌ ​​‌‍‌‌‌‍​ ‌ ‌​‌‍‍‌‌ ‌‍‌‍‌‌​ ‌‌ ​​‌ ‌‌‌‍​‍‌‍ ​‌‍‍‌‌ ​ ‌‍‍​‌‍‌‌‌‍‌​​‍​‍‌ ‌
gf​​​​‌ ‍ ​‍​‍‌‍ ‌ ​‍‌‍‍‌‌‍‌ ‌‍‍‌‌‍ ‍​‍​‍​ ‍‍​‍​‍‌ ​ ‌‍​‌‌‍ ‍‌‍‍‌‌ ‌​‌ ‍‌​‍ ‍‌‍‍‌‌‍ ​‍​‍​‍ ​​‍​‍‌‍‍​‌ ​‍‌‍‌‌‌‍‌‍​‍​‍​ ‍‍​‍​‍‌‍‍​‌ ‌​‌ ‌​‌ ​​‌ ​ ​ ‍‍​‍ ​‍ ‌‍ ​​‍ ‌‌‍​‌‌‍ ‍‌‍‌​​‍ ‌‌ ​‍​‍ ‌‌‍‍​‌‍ ‌ ‌​‌‍‌‌‌‍ ​‌ ​ ​‍ ‌‌ ​ ‌ ‌​‌ ‌‌‌‍‌​‌‍‍‌‌‍ ​‍ ‍‌ ‌‍‌‍‌‌‌ ​‍‌‍​ ‌‍‌‌‌‍ ​​‍ ‍‌‍​‌‌ ​​‌ ​​​‍ ‌‍‍‌‌‍ ‍‌ ‌​‌‍‌‌‌‍ ‍‌ ‌​​‍ ‌‍‌‌‌‍‌​‌‍‍‌‌ ‌​​‍ ‌‍ ‌‌‍ ‌‍‌​‌‍‌‌​ ‌‌ ​​‌ ​‍‌‍‌‌‌ ​ ‌‍‌‌‌‍ ‍‌ ‌​‌‍​‌‌ ‌​‌‍‍‌‌‍ ‌‍ ‍​ ‍ ‌‍‍‌‌‍‌​​ ‌‌‍‌‌​ ‌​​ ​​​ ​ ‌‍​ ​ ​ ​ ‌‍​ ​​​‍ ‌​ ‍​​ ​‍​ ‌ ‌‍‌​​‍ ‌​ ‌​‌‍‌‍​ ​ ‌‍‌‌​‍ ‌​ ‍‌​ ‌​‌‍‌​‌‍‌​​‍ ‌​ ‍‌‌‍​‌​ ‌ ‌‍‌‍‌‍​‌‌‍​ ​ ‌ ​ ​‌​ ‍​​ ‌‌​ ‌​​ ​​​ ‍ ‌ ‌​‌ ‍‌‌ ​​‌‍‌‌​ ‌‌‍‍​‌‍ ‌ ‌​‌‍‌‌‌‍ ​‌​ ‌‌‍‌‌‌‍ ‍‌ ‌‌‌​‍‌‌ ‌​‌‍‌‌‌‍ ‌​ ‍ ‌ ​​‌‍​‌‌ ‌​‌‍‍​​ ‌‌‍‌​‌‍‍‌‌‍‌‌‌ ‌​‌‍​‌‌ ​‍‌ ‍‌‌​‍‌‌‍ ‍‌‍‌‍‌‍ ​ ‌‍​‍‌‍​‌‌ ​ ‌‍‌‌‌‌‌‌‌ ​‍‌‍ ​​ ‌‌‍‍​‌ ‌​‌ ‌​‌ ​​‌ ​ ​‍‌‌​ ​ ‌​​‌​‍‌‌​ ​‍‌​‌‍​‍‌‌​ ​‍‌​‌‍‌‍ ​​‍ ‌‌‍​‌‌‍ ‍‌‍‌​​‍ ‌‌ ​‍​‍ ‌‌‍‍​‌‍ ‌ ‌​‌‍‌‌‌‍ ​‌ ​ ​‍ ‌‌ ​ ‌ ‌​‌ ‌‌‌‍‌​‌‍‍‌‌‍ ​‍ ‍‌ ‌‍‌‍‌‌‌ ​‍‌‍​ ‌‍‌‌‌‍ ​​‍ ‍‌‍​‌‌ ​​‌ ​​​‍‌‍‌‍‍‌‌‍‌​​ ‌‌‍‌‌​ ‌​​ ​​​ ​ ‌‍​ ​ ​ ​ ‌‍​ ​​​‍ ‌​ ‍​​ ​‍​ ‌ ‌‍‌​​‍ ‌​ ‌​‌‍‌‍​ ​ ‌‍‌‌​‍ ‌​ ‍‌​ ‌​‌‍‌​‌‍‌​​‍ ‌​ ‍‌‌‍​‌​ ‌ ‌‍‌‍‌‍​‌‌‍​ ​ ‌ ​ ​‌​ ‍​​ ‌‌​ ‌​​ ​​​‍‌‍‌ ‌​‌ ‍‌‌ ​​‌‍‌‌​ ‌‌‍‍​‌‍ ‌ ‌​‌‍‌‌‌‍ ​‌​ ‌‌‍‌‌‌‍ ‍‌ ‌‌‌​‍‌‌ ‌​‌‍‌‌‌‍ ‌​‍‌‍‌ ​​‌‍​‌‌ ‌​‌‍‍​​ ‌‌‍‌​‌‍‍‌‌‍‌‌‌ ‌​‌‍​‌‌ ​‍‌ ‍‌‌​‍‌‌‍ ‍‌‍‌‍‌‍ ​‍‌‍‌ ​​‌‍‌‌‌ ​‍‌ ​ ‌ ​​‌‍‌‌‌‍​ ‌ ‌​‌‍‍‌‌ ‌‍‌‍‌‌​ ‌‌ ​​‌ ‌‌‌‍​‍‌‍ ​‌‍‍‌‌ ​ ‌‍‍​‌‍‌‌‌‍‌​​‍​‍‌ ‌
34​​​​‌ ‍ ​‍​‍‌‍ ‌ ​‍‌‍‍‌‌‍‌ ‌‍‍‌‌‍ ‍​‍​‍​ ‍‍​‍​‍‌ ​ ‌‍​‌‌‍ ‍‌‍‍‌‌ ‌​‌ ‍‌​‍ ‍‌‍‍‌‌‍ ​‍​‍​‍ ​​‍​‍‌‍‍​‌ ​‍‌‍‌‌‌‍‌‍​‍​‍​ ‍‍​‍​‍‌‍‍​‌ ‌​‌ ‌​‌ ​​‌ ​ ​ ‍‍​‍ ​‍ ‌‍ ​​‍ ‌‌‍​‌‌‍ ‍‌‍‌​​‍ ‌‌ ​‍​‍ ‌‌‍‍​‌‍ ‌ ‌​‌‍‌‌‌‍ ​‌ ​ ​‍ ‌‌ ​ ‌ ‌​‌ ‌‌‌‍‌​‌‍‍‌‌‍ ​‍ ‍‌ ‌‍‌‍‌‌‌ ​‍‌‍​ ‌‍‌‌‌‍ ​​‍ ‍‌‍​‌‌ ​​‌ ​​​‍ ‌‍‍‌‌‍ ‍‌ ‌​‌‍‌‌‌‍ ‍‌ ‌​​‍ ‌‍‌‌‌‍‌​‌‍‍‌‌ ‌​​‍ ‌‍ ‌‌‍ ‌‍‌​‌‍‌‌​ ‌‌ ​​‌ ​‍‌‍‌‌‌ ​ ‌‍‌‌‌‍ ‍‌ ‌​‌‍​‌‌ ‌​‌‍‍‌‌‍ ‌‍ ‍​ ‍ ‌‍‍‌‌‍‌​​ ‌‌‍‌‌​ ‌​​ ​​​ ​ ‌‍​ ​ ​ ​ ‌‍​ ​​​‍ ‌​ ‍​​ ​‍​ ‌ ‌‍‌​​‍ ‌​ ‌​‌‍‌‍​ ​ ‌‍‌‌​‍ ‌​ ‍‌​ ‌​‌‍‌​‌‍‌​​‍ ‌​ ‍‌‌‍​‌​ ‌ ‌‍‌‍‌‍​‌‌‍​ ​ ‌ ​ ​‌​ ‍​​ ‌‌​ ‌​​ ​​​ ‍ ‌ ‌​‌ ‍‌‌ ​​‌‍‌‌​ ‌‌‍‍​‌‍ ‌ ‌​‌‍‌‌‌‍ ​‌​ ‌‌‍‌‌‌‍ ‍‌ ‌‌‌​‍‌‌ ‌​‌‍‌‌‌‍ ‌​ ‍ ‌ ​​‌‍​‌‌ ‌​‌‍‍​​ ‌‌ ​​‌ ​‍‌‍‍‌‌‍​ ‌‍‌‌​ ‌‍​‍‌‍​‌‌ ​ ‌‍‌‌‌‌‌‌‌ ​‍‌‍ ​​ ‌‌‍‍​‌ ‌​‌ ‌​‌ ​​‌ ​ ​‍‌‌​ ​ ‌​​‌​‍‌‌​ ​‍‌​‌‍​‍‌‌​ ​‍‌​‌‍‌‍ ​​‍ ‌‌‍​‌‌‍ ‍‌‍‌​​‍ ‌‌ ​‍​‍ ‌‌‍‍​‌‍ ‌ ‌​‌‍‌‌‌‍ ​‌ ​ ​‍ ‌‌ ​ ‌ ‌​‌ ‌‌‌‍‌​‌‍‍‌‌‍ ​‍ ‍‌ ‌‍‌‍‌‌‌ ​‍‌‍​ ‌‍‌‌‌‍ ​​‍ ‍‌‍​‌‌ ​​‌ ​​​‍‌‍‌‍‍‌‌‍‌​​ ‌‌‍‌‌​ ‌​​ ​​​ ​ ‌‍​ ​ ​ ​ ‌‍​ ​​​‍ ‌​ ‍​​ ​‍​ ‌ ‌‍‌​​‍ ‌​ ‌​‌‍‌‍​ ​ ‌‍‌‌​‍ ‌​ ‍‌​ ‌​‌‍‌​‌‍‌​​‍ ‌​ ‍‌‌‍​‌​ ‌ ‌‍‌‍‌‍​‌‌‍​ ​ ‌ ​ ​‌​ ‍​​ ‌‌​ ‌​​ ​​​‍‌‍‌ ‌​‌ ‍‌‌ ​​‌‍‌‌​ ‌‌‍‍​‌‍ ‌ ‌​‌‍‌‌‌‍ ​‌​ ‌‌‍‌‌‌‍ ‍‌ ‌‌‌​‍‌‌ ‌​‌‍‌‌‌‍ ‌​‍‌‍‌ ​​‌‍​‌‌ ‌​‌‍‍​​ ‌‌ ​​‌ ​‍‌‍‍‌‌‍​ ‌‍‌‌​‍‌‍‌ ​​‌‍‌‌‌ ​‍‌ ​ ‌ ​​‌‍‌‌‌‍​ ‌ ‌​‌‍‍‌‌ ‌‍‌‍‌‌​ ‌‌ ​​‌ ‌‌‌‍​‍‌‍ ​‌‍‍‌‌ ​ ‌‍‍​‌‍‌‌‌‍‌​​‍​‍‌ ‌
Poivrons à l’huile d’olive​​​​‌ ‍ ​‍​‍‌‍ ‌ ​‍‌‍‍‌‌‍‌ ‌‍‍‌‌‍ ‍​‍​‍​ ‍‍​‍​‍‌ ​ ‌‍​‌‌‍ ‍‌‍‍‌‌ ‌​‌ ‍‌​‍ ‍‌‍‍‌‌‍ ​‍​‍​‍ ​​‍​‍‌‍‍​‌ ​‍‌‍‌‌‌‍‌‍​‍​‍​ ‍‍​‍​‍‌‍‍​‌ ‌​‌ ‌​‌ ​​‌ ​ ​ ‍‍​‍ ​‍ ‌‍ ​​‍ ‌‌‍​‌‌‍ ‍‌‍‌​​‍ ‌‌ ​‍​‍ ‌‌‍‍​‌‍ ‌ ‌​‌‍‌‌‌‍ ​‌ ​ ​‍ ‌‌ ​ ‌ ‌​‌ ‌‌‌‍‌​‌‍‍‌‌‍ ​‍ ‍‌ ‌‍‌‍‌‌‌ ​‍‌‍​ ‌‍‌‌‌‍ ​​‍ ‍‌‍​‌‌ ​​‌ ​​​‍ ‌‍‍‌‌‍ ‍‌ ‌​‌‍‌‌‌‍ ‍‌ ‌​​‍ ‌‍‌‌‌‍‌​‌‍‍‌‌ ‌​​‍ ‌‍ ‌‌‍ ‌‍‌​‌‍‌‌​ ‌‌ ​​‌ ​‍‌‍‌‌‌ ​ ‌‍‌‌‌‍ ‍‌ ‌​‌‍​‌‌ ‌​‌‍‍‌‌‍ ‌‍ ‍​ ‍ ‌‍‍‌‌‍‌​​ ‌‌‍​‌​ ‌​‌‍​ ​ ‌‌​ ‌ ​ ‌‍‌‍‌‍​ ‍‌​‍ ‌​ ‍​​ ‌‍​ ​‌​ ‌​​‍ ‌​ ‌​‌‍‌​‌‍‌‌​ ‌​​‍ ‌​ ‍‌​ ​ ​ ​ ​ ‌​​‍ ‌​ ​‍‌‍​‌​ ‍​​ ​‌​ ‌​​ ​​​ ‌‍​ ​‍​ ‌‍‌‍‌​‌‍‌​‌‍​‍​ ‍ ‌ ‌​‌ ‍‌‌ ​​‌‍‌‌​ ‌‌‍‍​‌‍ ‌ ‌​‌‍‌‌‌‍ ​‌​ ‌‌‍‌‌‌‍ ‍‌ ‌‌‌​‍‌‌ ‌​‌‍‌‌‌‍ ‌​ ‍ ‌ ​​‌‍​‌‌ ‌​‌‍‍​​ ‌‌ ‌​‌‍‍‌‌ ‌​‌‍ ​‌‍‌‌​ ‌‍​‍‌‍​‌‌ ​ ‌‍‌‌‌‌‌‌‌ ​‍‌‍ ​​ ‌‌‍‍​‌ ‌​‌ ‌​‌ ​​‌ ​ ​‍‌‌​ ​ ‌​​‌​‍‌‌​ ​‍‌​‌‍​‍‌‌​ ​‍‌​‌‍‌‍ ​​‍ ‌‌‍​‌‌‍ ‍‌‍‌​​‍ ‌‌ ​‍​‍ ‌‌‍‍​‌‍ ‌ ‌​‌‍‌‌‌‍ ​‌ ​ ​‍ ‌‌ ​ ‌ ‌​‌ ‌‌‌‍‌​‌‍‍‌‌‍ ​‍ ‍‌ ‌‍‌‍‌‌‌ ​‍‌‍​ ‌‍‌‌‌‍ ​​‍ ‍‌‍​‌‌ ​​‌ ​​​‍‌‍‌‍‍‌‌‍‌​​ ‌‌‍​‌​ ‌​‌‍​ ​ ‌‌​ ‌ ​ ‌‍‌‍‌‍​ ‍‌​‍ ‌​ ‍​​ ‌‍​ ​‌​ ‌​​‍ ‌​ ‌​‌‍‌​‌‍‌‌​ ‌​​‍ ‌​ ‍‌​ ​ ​ ​ ​ ‌​​‍ ‌​ ​‍‌‍​‌​ ‍​​ ​‌​ ‌​​ ​​​ ‌‍​ ​‍​ ‌‍‌‍‌​‌‍‌​‌‍​‍​‍‌‍‌ ‌​‌ ‍‌‌ ​​‌‍‌‌​ ‌‌‍‍​‌‍ ‌ ‌​‌‍‌‌‌‍ ​‌​ ‌‌‍‌‌‌‍ ‍‌ ‌‌‌​‍‌‌ ‌​‌‍‌‌‌‍ ‌​‍‌‍‌ ​​‌‍​‌‌ ‌​‌‍‍​​ ‌‌ ‌​‌‍‍‌‌ ‌​‌‍ ​‌‍‌‌​‍‌‍‌ ​​‌‍‌‌‌ ​‍‌ ​ ‌ ​​‌‍‌‌‌‍​ ‌ ‌​‌‍‍‌‌ ‌‍‌‍‌‌​ ‌‌ ​​‌ ‌‌‌‍​‍‌‍ ​‌‍‍‌‌ ​ ‌‍‍​‌‍‌‌‌‍‌​​‍​‍‌ ‌
poivrons grillés, thym, pétales d’ail, câpres et focaccia​​​​‌ ‍ ​‍​‍‌‍ ‌ ​‍‌‍‍‌‌‍‌ ‌‍‍‌‌‍ ‍​‍​‍​ ‍‍​‍​‍‌ ​ ‌‍​‌‌‍ ‍‌‍‍‌‌ ‌​‌ ‍‌​‍ ‍‌‍‍‌‌‍ ​‍​‍​‍ ​​‍​‍‌‍‍​‌ ​‍‌‍‌‌‌‍‌‍​‍​‍​ ‍‍​‍​‍‌‍‍​‌ ‌​‌ ‌​‌ ​​‌ ​ ​ ‍‍​‍ ​‍ ‌‍ ​​‍ ‌‌‍​‌‌‍ ‍‌‍‌​​‍ ‌‌ ​‍​‍ ‌‌‍‍​‌‍ ‌ ‌​‌‍‌‌‌‍ ​‌ ​ ​‍ ‌‌ ​ ‌ ‌​‌ ‌‌‌‍‌​‌‍‍‌‌‍ ​‍ ‍‌ ‌‍‌‍‌‌‌ ​‍‌‍​ ‌‍‌‌‌‍ ​​‍ ‍‌‍​‌‌ ​​‌ ​​​‍ ‌‍‍‌‌‍ ‍‌ ‌​‌‍‌‌‌‍ ‍‌ ‌​​‍ ‌‍‌‌‌‍‌​‌‍‍‌‌ ‌​​‍ ‌‍ ‌‌‍ ‌‍‌​‌‍‌‌​ ‌‌ ​​‌ ​‍‌‍‌‌‌ ​ ‌‍‌‌‌‍ ‍‌ ‌​‌‍​‌‌ ‌​‌‍‍‌‌‍ ‌‍ ‍​ ‍ ‌‍‍‌‌‍‌​​ ‌‌‍​‌​ ‌​‌‍​ ​ ‌‌​ ‌ ​ ‌‍‌‍‌‍​ ‍‌​‍ ‌​ ‍​​ ‌‍​ ​‌​ ‌​​‍ ‌​ ‌​‌‍‌​‌‍‌‌​ ‌​​‍ ‌​ ‍‌​ ​ ​ ​ ​ ‌​​‍ ‌​ ​‍‌‍​‌​ ‍​​ ​‌​ ‌​​ ​​​ ‌‍​ ​‍​ ‌‍‌‍‌​‌‍‌​‌‍​‍​ ‍ ‌ ‌​‌ ‍‌‌ ​​‌‍‌‌​ ‌‌‍‍​‌‍ ‌ ‌​‌‍‌‌‌‍ ​‌​ ‌‌‍‌‌‌‍ ‍‌ ‌‌‌​‍‌‌ ‌​‌‍‌‌‌‍ ‌​ ‍ ‌ ​​‌‍​‌‌ ‌​‌‍‍​​ ‌‌‍‌​‌‍‌‌‌ ​ ‌‍​ ‌ ​‍‌‍‍‌‌ ​​‌ ‌​‌‍‍‌‌‍ ‌‍ ‍​ ‌‍​‍‌‍​‌‌ ​ ‌‍‌‌‌‌‌‌‌ ​‍‌‍ ​​ ‌‌‍‍​‌ ‌​‌ ‌​‌ ​​‌ ​ ​‍‌‌​ ​ ‌​​‌​‍‌‌​ ​‍‌​‌‍​‍‌‌​ ​‍‌​‌‍‌‍ ​​‍ ‌‌‍​‌‌‍ ‍‌‍‌​​‍ ‌‌ ​‍​‍ ‌‌‍‍​‌‍ ‌ ‌​‌‍‌‌‌‍ ​‌ ​ ​‍ ‌‌ ​ ‌ ‌​‌ ‌‌‌‍‌​‌‍‍‌‌‍ ​‍ ‍‌ ‌‍‌‍‌‌‌ ​‍‌‍​ ‌‍‌‌‌‍ ​​‍ ‍‌‍​‌‌ ​​‌ ​​​‍‌‍‌‍‍‌‌‍‌​​ ‌‌‍​‌​ ‌​‌‍​ ​ ‌‌​ ‌ ​ ‌‍‌‍‌‍​ ‍‌​‍ ‌​ ‍​​ ‌‍​ ​‌​ ‌​​‍ ‌​ ‌​‌‍‌​‌‍‌‌​ ‌​​‍ ‌​ ‍‌​ ​ ​ ​ ​ ‌​​‍ ‌​ ​‍‌‍​‌​ ‍​​ ​‌​ ‌​​ ​​​ ‌‍​ ​‍​ ‌‍‌‍‌​‌‍‌​‌‍​‍​‍‌‍‌ ‌​‌ ‍‌‌ ​​‌‍‌‌​ ‌‌‍‍​‌‍ ‌ ‌​‌‍‌‌‌‍ ​‌​ ‌‌‍‌‌‌‍ ‍‌ ‌‌‌​‍‌‌ ‌​‌‍‌‌‌‍ ‌​‍‌‍‌ ​​‌‍​‌‌ ‌​‌‍‍​​ ‌‌‍‌​‌‍‌‌‌ ​ ‌‍​ ‌ ​‍‌‍‍‌‌ ​​‌ ‌​‌‍‍‌‌‍ ‌‍ ‍​‍‌‍‌ ​​‌‍‌‌‌ ​‍‌ ​ ‌ ​​‌‍‌‌‌‍​ ‌ ‌​‌‍‍‌‌ ‌‍‌‍‌‌​ ‌‌ ​​‌ ‌‌‌‍​‍‌‍ ​‌‍‍‌‌ ​ ‌‍‍​‌‍‌‌‌‍‌​​‍​‍‌ ‌
vg​​​​‌ ‍ ​‍​‍‌‍ ‌ ​‍‌‍‍‌‌‍‌ ‌‍‍‌‌‍ ‍​‍​‍​ ‍‍​‍​‍‌ ​ ‌‍​‌‌‍ ‍‌‍‍‌‌ ‌​‌ ‍‌​‍ ‍‌‍‍‌‌‍ ​‍​‍​‍ ​​‍​‍‌‍‍​‌ ​‍‌‍‌‌‌‍‌‍​‍​‍​ ‍‍​‍​‍‌‍‍​‌ ‌​‌ ‌​‌ ​​‌ ​ ​ ‍‍​‍ ​‍ ‌‍ ​​‍ ‌‌‍​‌‌‍ ‍‌‍‌​​‍ ‌‌ ​‍​‍ ‌‌‍‍​‌‍ ‌ ‌​‌‍‌‌‌‍ ​‌ ​ ​‍ ‌‌ ​ ‌ ‌​‌ ‌‌‌‍‌​‌‍‍‌‌‍ ​‍ ‍‌ ‌‍‌‍‌‌‌ ​‍‌‍​ ‌‍‌‌‌‍ ​​‍ ‍‌‍​‌‌ ​​‌ ​​​‍ ‌‍‍‌‌‍ ‍‌ ‌​‌‍‌‌‌‍ ‍‌ ‌​​‍ ‌‍‌‌‌‍‌​‌‍‍‌‌ ‌​​‍ ‌‍ ‌‌‍ ‌‍‌​‌‍‌‌​ ‌‌ ​​‌ ​‍‌‍‌‌‌ ​ ‌‍‌‌‌‍ ‍‌ ‌​‌‍​‌‌ ‌​‌‍‍‌‌‍ ‌‍ ‍​ ‍ ‌‍‍‌‌‍‌​​ ‌‌‍​‌​ ‌​‌‍​ ​ ‌‌​ ‌ ​ ‌‍‌‍‌‍​ ‍‌​‍ ‌​ ‍​​ ‌‍​ ​‌​ ‌​​‍ ‌​ ‌​‌‍‌​‌‍‌‌​ ‌​​‍ ‌​ ‍‌​ ​ ​ ​ ​ ‌​​‍ ‌​ ​‍‌‍​‌​ ‍​​ ​‌​ ‌​​ ​​​ ‌‍​ ​‍​ ‌‍‌‍‌​‌‍‌​‌‍​‍​ ‍ ‌ ‌​‌ ‍‌‌ ​​‌‍‌‌​ ‌‌‍‍​‌‍ ‌ ‌​‌‍‌‌‌‍ ​‌​ ‌‌‍‌‌‌‍ ‍‌ ‌‌‌​‍‌‌ ‌​‌‍‌‌‌‍ ‌​ ‍ ‌ ​​‌‍​‌‌ ‌​‌‍‍​​ ‌‌‍‌​‌‍‍‌‌‍‌‌‌ ‌​‌‍​‌‌ ​‍‌ ‍‌‌​‍‌‌‍ ‍‌‍‌‍‌‍ ​ ‌‍​‍‌‍​‌‌ ​ ‌‍‌‌‌‌‌‌‌ ​‍‌‍ ​​ ‌‌‍‍​‌ ‌​‌ ‌​‌ ​​‌ ​ ​‍‌‌​ ​ ‌​​‌​‍‌‌​ ​‍‌​‌‍​‍‌‌​ ​‍‌​‌‍‌‍ ​​‍ ‌‌‍​‌‌‍ ‍‌‍‌​​‍ ‌‌ ​‍​‍ ‌‌‍‍​‌‍ ‌ ‌​‌‍‌‌‌‍ ​‌ ​ ​‍ ‌‌ ​ ‌ ‌​‌ ‌‌‌‍‌​‌‍‍‌‌‍ ​‍ ‍‌ ‌‍‌‍‌‌‌ ​‍‌‍​ ‌‍‌‌‌‍ ​​‍ ‍‌‍​‌‌ ​​‌ ​​​‍‌‍‌‍‍‌‌‍‌​​ ‌‌‍​‌​ ‌​‌‍​ ​ ‌‌​ ‌ ​ ‌‍‌‍‌‍​ ‍‌​‍ ‌​ ‍​​ ‌‍​ ​‌​ ‌​​‍ ‌​ ‌​‌‍‌​‌‍‌‌​ ‌​​‍ ‌​ ‍‌​ ​ ​ ​ ​ ‌​​‍ ‌​ ​‍‌‍​‌​ ‍​​ ​‌​ ‌​​ ​​​ ‌‍​ ​‍​ ‌‍‌‍‌​‌‍‌​‌‍​‍​‍‌‍‌ ‌​‌ ‍‌‌ ​​‌‍‌‌​ ‌‌‍‍​‌‍ ‌ ‌​‌‍‌‌‌‍ ​‌​ ‌‌‍‌‌‌‍ ‍‌ ‌‌‌​‍‌‌ ‌​‌‍‌‌‌‍ ‌​‍‌‍‌ ​​‌‍​‌‌ ‌​‌‍‍​​ ‌‌‍‌​‌‍‍‌‌‍‌‌‌ ‌​‌‍​‌‌ ​‍‌ ‍‌‌​‍‌‌‍ ‍‌‍‌‍‌‍ ​‍‌‍‌ ​​‌‍‌‌‌ ​‍‌ ​ ‌ ​​‌‍‌‌‌‍​ ‌ ‌​‌‍‍‌‌ ‌‍‌‍‌‌​ ‌‌ ​​‌ ‌‌‌‍​‍‌‍ ​‌‍‍‌‌ ​ ‌‍‍​‌‍‌‌‌‍‌​​‍​‍‌ ‌
22​​​​‌ ‍ ​‍​‍‌‍ ‌ ​‍‌‍‍‌‌‍‌ ‌‍‍‌‌‍ ‍​‍​‍​ ‍‍​‍​‍‌ ​ ‌‍​‌‌‍ ‍‌‍‍‌‌ ‌​‌ ‍‌​‍ ‍‌‍‍‌‌‍ ​‍​‍​‍ ​​‍​‍‌‍‍​‌ ​‍‌‍‌‌‌‍‌‍​‍​‍​ ‍‍​‍​‍‌‍‍​‌ ‌​‌ ‌​‌ ​​‌ ​ ​ ‍‍​‍ ​‍ ‌‍ ​​‍ ‌‌‍​‌‌‍ ‍‌‍‌​​‍ ‌‌ ​‍​‍ ‌‌‍‍​‌‍ ‌ ‌​‌‍‌‌‌‍ ​‌ ​ ​‍ ‌‌ ​ ‌ ‌​‌ ‌‌‌‍‌​‌‍‍‌‌‍ ​‍ ‍‌ ‌‍‌‍‌‌‌ ​‍‌‍​ ‌‍‌‌‌‍ ​​‍ ‍‌‍​‌‌ ​​‌ ​​​‍ ‌‍‍‌‌‍ ‍‌ ‌​‌‍‌‌‌‍ ‍‌ ‌​​‍ ‌‍‌‌‌‍‌​‌‍‍‌‌ ‌​​‍ ‌‍ ‌‌‍ ‌‍‌​‌‍‌‌​ ‌‌ ​​‌ ​‍‌‍‌‌‌ ​ ‌‍‌‌‌‍ ‍‌ ‌​‌‍​‌‌ ‌​‌‍‍‌‌‍ ‌‍ ‍​ ‍ ‌‍‍‌‌‍‌​​ ‌‌‍​‌​ ‌​‌‍​ ​ ‌‌​ ‌ ​ ‌‍‌‍‌‍​ ‍‌​‍ ‌​ ‍​​ ‌‍​ ​‌​ ‌​​‍ ‌​ ‌​‌‍‌​‌‍‌‌​ ‌​​‍ ‌​ ‍‌​ ​ ​ ​ ​ ‌​​‍ ‌​ ​‍‌‍​‌​ ‍​​ ​‌​ ‌​​ ​​​ ‌‍​ ​‍​ ‌‍‌‍‌​‌‍‌​‌‍​‍​ ‍ ‌ ‌​‌ ‍‌‌ ​​‌‍‌‌​ ‌‌‍‍​‌‍ ‌ ‌​‌‍‌‌‌‍ ​‌​ ‌‌‍‌‌‌‍ ‍‌ ‌‌‌​‍‌‌ ‌​‌‍‌‌‌‍ ‌​ ‍ ‌ ​​‌‍​‌‌ ‌​‌‍‍​​ ‌‌ ​​‌ ​‍‌‍‍‌‌‍​ ‌‍‌‌​ ‌‍​‍‌‍​‌‌ ​ ‌‍‌‌‌‌‌‌‌ ​‍‌‍ ​​ ‌‌‍‍​‌ ‌​‌ ‌​‌ ​​‌ ​ ​‍‌‌​ ​ ‌​​‌​‍‌‌​ ​‍‌​‌‍​‍‌‌​ ​‍‌​‌‍‌‍ ​​‍ ‌‌‍​‌‌‍ ‍‌‍‌​​‍ ‌‌ ​‍​‍ ‌‌‍‍​‌‍ ‌ ‌​‌‍‌‌‌‍ ​‌ ​ ​‍ ‌‌ ​ ‌ ‌​‌ ‌‌‌‍‌​‌‍‍‌‌‍ ​‍ ‍‌ ‌‍‌‍‌‌‌ ​‍‌‍​ ‌‍‌‌‌‍ ​​‍ ‍‌‍​‌‌ ​​‌ ​​​‍‌‍‌‍‍‌‌‍‌​​ ‌‌‍​‌​ ‌​‌‍​ ​ ‌‌​ ‌ ​ ‌‍‌‍‌‍​ ‍‌​‍ ‌​ ‍​​ ‌‍​ ​‌​ ‌​​‍ ‌​ ‌​‌‍‌​‌‍‌‌​ ‌​​‍ ‌​ ‍‌​ ​ ​ ​ ​ ‌​​‍ ‌​ ​‍‌‍​‌​ ‍​​ ​‌​ ‌​​ ​​​ ‌‍​ ​‍​ ‌‍‌‍‌​‌‍‌​‌‍​‍​‍‌‍‌ ‌​‌ ‍‌‌ ​​‌‍‌‌​ ‌‌‍‍​‌‍ ‌ ‌​‌‍‌‌‌‍ ​‌​ ‌‌‍‌‌‌‍ ‍‌ ‌‌‌​‍‌‌ ‌​‌‍‌‌‌‍ ‌​‍‌‍‌ ​​‌‍​‌‌ ‌​‌‍‍​​ ‌‌ ​​‌ ​‍‌‍‍‌‌‍​ ‌‍‌‌​‍‌‍‌ ​​‌‍‌‌‌ ​‍‌ ​ ‌ ​​‌‍‌‌‌‍​ ‌ ‌​‌‍‍‌‌ ‌‍‌‍‌‌​ ‌‌ ​​‌ ‌‌‌‍​‍‌‍ ​‌‍‍‌‌ ​ ‌‍‍​‌‍‌‌‌‍‌​​‍​‍‌ ‌
Carpaccio de gambero rosso de Sicile​​​​‌ ‍ ​‍​‍‌‍ ‌ ​‍‌‍‍‌‌‍‌ ‌‍‍‌‌‍ ‍​‍​‍​ ‍‍​‍​‍‌ ​ ‌‍​‌‌‍ ‍‌‍‍‌‌ ‌​‌ ‍‌​‍ ‍‌‍‍‌‌‍ ​‍​‍​‍ ​​‍​‍‌‍‍​‌ ​‍‌‍‌‌‌‍‌‍​‍​‍​ ‍‍​‍​‍‌‍‍​‌ ‌​‌ ‌​‌ ​​‌ ​ ​ ‍‍​‍ ​‍ ‌‍ ​​‍ ‌‌‍​‌‌‍ ‍‌‍‌​​‍ ‌‌ ​‍​‍ ‌‌‍‍​‌‍ ‌ ‌​‌‍‌‌‌‍ ​‌ ​ ​‍ ‌‌ ​ ‌ ‌​‌ ‌‌‌‍‌​‌‍‍‌‌‍ ​‍ ‍‌ ‌‍‌‍‌‌‌ ​‍‌‍​ ‌‍‌‌‌‍ ​​‍ ‍‌‍​‌‌ ​​‌ ​​​‍ ‌‍‍‌‌‍ ‍‌ ‌​‌‍‌‌‌‍ ‍‌ ‌​​‍ ‌‍‌‌‌‍‌​‌‍‍‌‌ ‌​​‍ ‌‍ ‌‌‍ ‌‍‌​‌‍‌‌​ ‌‌ ​​‌ ​‍‌‍‌‌‌ ​ ‌‍‌‌‌‍ ‍‌ ‌​‌‍​‌‌ ‌​‌‍‍‌‌‍ ‌‍ ‍​ ‍ ‌‍‍‌‌‍‌​​ ‌‌‍‌‍‌‍‌​​ ‍​​ ​‌​ ‍‌‌‍‌​​ ​ ​ ‍‌​‍ ‌​ ‌‍​ ​​​ ‌ ‌‍​‍​‍ ‌​ ‌​‌‍​‍​ ​​​ ‍‌​‍ ‌‌‍​‍​ ‍​​ ​‍​ ‌‍​‍ ‌​ ‍​​ ‍​‌‍‌‍‌‍​‍​ ‌ ‌‍​‌​ ​ ‌‍​‌​ ​‌‌‍​‌​ ​‌​ ​ ​ ‍ ‌ ‌​‌ ‍‌‌ ​​‌‍‌‌​ ‌‌‍‍​‌‍ ‌ ‌​‌‍‌‌‌‍ ​‌​ ‌‌‍‌‌‌‍ ‍‌ ‌‌‌​‍‌‌ ‌​‌‍‌‌‌‍ ‌​ ‍ ‌ ​​‌‍​‌‌ ‌​‌‍‍​​ ‌‌ ‌​‌‍‍‌‌ ‌​‌‍ ​‌‍‌‌​ ‌‍​‍‌‍​‌‌ ​ ‌‍‌‌‌‌‌‌‌ ​‍‌‍ ​​ ‌‌‍‍​‌ ‌​‌ ‌​‌ ​​‌ ​ ​‍‌‌​ ​ ‌​​‌​‍‌‌​ ​‍‌​‌‍​‍‌‌​ ​‍‌​‌‍‌‍ ​​‍ ‌‌‍​‌‌‍ ‍‌‍‌​​‍ ‌‌ ​‍​‍ ‌‌‍‍​‌‍ ‌ ‌​‌‍‌‌‌‍ ​‌ ​ ​‍ ‌‌ ​ ‌ ‌​‌ ‌‌‌‍‌​‌‍‍‌‌‍ ​‍ ‍‌ ‌‍‌‍‌‌‌ ​‍‌‍​ ‌‍‌‌‌‍ ​​‍ ‍‌‍​‌‌ ​​‌ ​​​‍‌‍‌‍‍‌‌‍‌​​ ‌‌‍‌‍‌‍‌​​ ‍​​ ​‌​ ‍‌‌‍‌​​ ​ ​ ‍‌​‍ ‌​ ‌‍​ ​​​ ‌ ‌‍​‍​‍ ‌​ ‌​‌‍​‍​ ​​​ ‍‌​‍ ‌‌‍​‍​ ‍​​ ​‍​ ‌‍​‍ ‌​ ‍​​ ‍​‌‍‌‍‌‍​‍​ ‌ ‌‍​‌​ ​ ‌‍​‌​ ​‌‌‍​‌​ ​‌​ ​ ​‍‌‍‌ ‌​‌ ‍‌‌ ​​‌‍‌‌​ ‌‌‍‍​‌‍ ‌ ‌​‌‍‌‌‌‍ ​‌​ ‌‌‍‌‌‌‍ ‍‌ ‌‌‌​‍‌‌ ‌​‌‍‌‌‌‍ ‌​‍‌‍‌ ​​‌‍​‌‌ ‌​‌‍‍​​ ‌‌ ‌​‌‍‍‌‌ ‌​‌‍ ​‌‍‌‌​‍‌‍‌ ​​‌‍‌‌‌ ​‍‌ ​ ‌ ​​‌‍‌‌‌‍​ ‌ ‌​‌‍‍‌‌ ‌‍‌‍‌‌​ ‌‌ ​​‌ ‌‌‌‍​‍‌‍ ​‌‍‍‌‌ ​ ‌‍‍​‌‍‌‌‌‍‌​​‍​‍‌ ‌
marinade au jus de têtes, ciboulette, citron et huile d’olive "Lucangeli"​​​​‌ ‍ ​‍​‍‌‍ ‌ ​‍‌‍‍‌‌‍‌ ‌‍‍‌‌‍ ‍​‍​‍​ ‍‍​‍​‍‌ ​ ‌‍​‌‌‍ ‍‌‍‍‌‌ ‌​‌ ‍‌​‍ ‍‌‍‍‌‌‍ ​‍​‍​‍ ​​‍​‍‌‍‍​‌ ​‍‌‍‌‌‌‍‌‍​‍​‍​ ‍‍​‍​‍‌‍‍​‌ ‌​‌ ‌​‌ ​​‌ ​ ​ ‍‍​‍ ​‍ ‌‍ ​​‍ ‌‌‍​‌‌‍ ‍‌‍‌​​‍ ‌‌ ​‍​‍ ‌‌‍‍​‌‍ ‌ ‌​‌‍‌‌‌‍ ​‌ ​ ​‍ ‌‌ ​ ‌ ‌​‌ ‌‌‌‍‌​‌‍‍‌‌‍ ​‍ ‍‌ ‌‍‌‍‌‌‌ ​‍‌‍​ ‌‍‌‌‌‍ ​​‍ ‍‌‍​‌‌ ​​‌ ​​​‍ ‌‍‍‌‌‍ ‍‌ ‌​‌‍‌‌‌‍ ‍‌ ‌​​‍ ‌‍‌‌‌‍‌​‌‍‍‌‌ ‌​​‍ ‌‍ ‌‌‍ ‌‍‌​‌‍‌‌​ ‌‌ ​​‌ ​‍‌‍‌‌‌ ​ ‌‍‌‌‌‍ ‍‌ ‌​‌‍​‌‌ ‌​‌‍‍‌‌‍ ‌‍ ‍​ ‍ ‌‍‍‌‌‍‌​​ ‌‌‍‌‍‌‍‌​​ ‍​​ ​‌​ ‍‌‌‍‌​​ ​ ​ ‍‌​‍ ‌​ ‌‍​ ​​​ ‌ ‌‍​‍​‍ ‌​ ‌​‌‍​‍​ ​​​ ‍‌​‍ ‌‌‍​‍​ ‍​​ ​‍​ ‌‍​‍ ‌​ ‍​​ ‍​‌‍‌‍‌‍​‍​ ‌ ‌‍​‌​ ​ ‌‍​‌​ ​‌‌‍​‌​ ​‌​ ​ ​ ‍ ‌ ‌​‌ ‍‌‌ ​​‌‍‌‌​ ‌‌‍‍​‌‍ ‌ ‌​‌‍‌‌‌‍ ​‌​ ‌‌‍‌‌‌‍ ‍‌ ‌‌‌​‍‌‌ ‌​‌‍‌‌‌‍ ‌​ ‍ ‌ ​​‌‍​‌‌ ‌​‌‍‍​​ ‌‌‍‌​‌‍‌‌‌ ​ ‌‍​ ‌ ​‍‌‍‍‌‌ ​​‌ ‌​‌‍‍‌‌‍ ‌‍ ‍​ ‌‍​‍‌‍​‌‌ ​ ‌‍‌‌‌‌‌‌‌ ​‍‌‍ ​​ ‌‌‍‍​‌ ‌​‌ ‌​‌ ​​‌ ​ ​‍‌‌​ ​ ‌​​‌​‍‌‌​ ​‍‌​‌‍​‍‌‌​ ​‍‌​‌‍‌‍ ​​‍ ‌‌‍​‌‌‍ ‍‌‍‌​​‍ ‌‌ ​‍​‍ ‌‌‍‍​‌‍ ‌ ‌​‌‍‌‌‌‍ ​‌ ​ ​‍ ‌‌ ​ ‌ ‌​‌ ‌‌‌‍‌​‌‍‍‌‌‍ ​‍ ‍‌ ‌‍‌‍‌‌‌ ​‍‌‍​ ‌‍‌‌‌‍ ​​‍ ‍‌‍​‌‌ ​​‌ ​​​‍‌‍‌‍‍‌‌‍‌​​ ‌‌‍‌‍‌‍‌​​ ‍​​ ​‌​ ‍‌‌‍‌​​ ​ ​ ‍‌​‍ ‌​ ‌‍​ ​​​ ‌ ‌‍​‍​‍ ‌​ ‌​‌‍​‍​ ​​​ ‍‌​‍ ‌‌‍​‍​ ‍​​ ​‍​ ‌‍​‍ ‌​ ‍​​ ‍​‌‍‌‍‌‍​‍​ ‌ ‌‍​‌​ ​ ‌‍​‌​ ​‌‌‍​‌​ ​‌​ ​ ​‍‌‍‌ ‌​‌ ‍‌‌ ​​‌‍‌‌​ ‌‌‍‍​‌‍ ‌ ‌​‌‍‌‌‌‍ ​‌​ ‌‌‍‌‌‌‍ ‍‌ ‌‌‌​‍‌‌ ‌​‌‍‌‌‌‍ ‌​‍‌‍‌ ​​‌‍​‌‌ ‌​‌‍‍​​ ‌‌‍‌​‌‍‌‌‌ ​ ‌‍​ ‌ ​‍‌‍‍‌‌ ​​‌ ‌​‌‍‍‌‌‍ ‌‍ ‍​‍‌‍‌ ​​‌‍‌‌‌ ​‍‌ ​ ‌ ​​‌‍‌‌‌‍​ ‌ ‌​‌‍‍‌‌ ‌‍‌‍‌‌​ ‌‌ ​​‌ ‌‌‌‍​‍‌‍ ​‌‍‍‌‌ ​ ‌‍‍​‌‍‌‌‌‍‌​​‍​‍‌ ‌
gf​​​​‌ ‍ ​‍​‍‌‍ ‌ ​‍‌‍‍‌‌‍‌ ‌‍‍‌‌‍ ‍​‍​‍​ ‍‍​‍​‍‌ ​ ‌‍​‌‌‍ ‍‌‍‍‌‌ ‌​‌ ‍‌​‍ ‍‌‍‍‌‌‍ ​‍​‍​‍ ​​‍​‍‌‍‍​‌ ​‍‌‍‌‌‌‍‌‍​‍​‍​ ‍‍​‍​‍‌‍‍​‌ ‌​‌ ‌​‌ ​​‌ ​ ​ ‍‍​‍ ​‍ ‌‍ ​​‍ ‌‌‍​‌‌‍ ‍‌‍‌​​‍ ‌‌ ​‍​‍ ‌‌‍‍​‌‍ ‌ ‌​‌‍‌‌‌‍ ​‌ ​ ​‍ ‌‌ ​ ‌ ‌​‌ ‌‌‌‍‌​‌‍‍‌‌‍ ​‍ ‍‌ ‌‍‌‍‌‌‌ ​‍‌‍​ ‌‍‌‌‌‍ ​​‍ ‍‌‍​‌‌ ​​‌ ​​​‍ ‌‍‍‌‌‍ ‍‌ ‌​‌‍‌‌‌‍ ‍‌ ‌​​‍ ‌‍‌‌‌‍‌​‌‍‍‌‌ ‌​​‍ ‌‍ ‌‌‍ ‌‍‌​‌‍‌‌​ ‌‌ ​​‌ ​‍‌‍‌‌‌ ​ ‌‍‌‌‌‍ ‍‌ ‌​‌‍​‌‌ ‌​‌‍‍‌‌‍ ‌‍ ‍​ ‍ ‌‍‍‌‌‍‌​​ ‌‌‍‌‍‌‍‌​​ ‍​​ ​‌​ ‍‌‌‍‌​​ ​ ​ ‍‌​‍ ‌​ ‌‍​ ​​​ ‌ ‌‍​‍​‍ ‌​ ‌​‌‍​‍​ ​​​ ‍‌​‍ ‌‌‍​‍​ ‍​​ ​‍​ ‌‍​‍ ‌​ ‍​​ ‍​‌‍‌‍‌‍​‍​ ‌ ‌‍​‌​ ​ ‌‍​‌​ ​‌‌‍​‌​ ​‌​ ​ ​ ‍ ‌ ‌​‌ ‍‌‌ ​​‌‍‌‌​ ‌‌‍‍​‌‍ ‌ ‌​‌‍‌‌‌‍ ​‌​ ‌‌‍‌‌‌‍ ‍‌ ‌‌‌​‍‌‌ ‌​‌‍‌‌‌‍ ‌​ ‍ ‌ ​​‌‍​‌‌ ‌​‌‍‍​​ ‌‌‍‌​‌‍‍‌‌‍‌‌‌ ‌​‌‍​‌‌ ​‍‌ ‍‌‌​‍‌‌‍ ‍‌‍‌‍‌‍ ​ ‌‍​‍‌‍​‌‌ ​ ‌‍‌‌‌‌‌‌‌ ​‍‌‍ ​​ ‌‌‍‍​‌ ‌​‌ ‌​‌ ​​‌ ​ ​‍‌‌​ ​ ‌​​‌​‍‌‌​ ​‍‌​‌‍​‍‌‌​ ​‍‌​‌‍‌‍ ​​‍ ‌‌‍​‌‌‍ ‍‌‍‌​​‍ ‌‌ ​‍​‍ ‌‌‍‍​‌‍ ‌ ‌​‌‍‌‌‌‍ ​‌ ​ ​‍ ‌‌ ​ ‌ ‌​‌ ‌‌‌‍‌​‌‍‍‌‌‍ ​‍ ‍‌ ‌‍‌‍‌‌‌ ​‍‌‍​ ‌‍‌‌‌‍ ​​‍ ‍‌‍​‌‌ ​​‌ ​​​‍‌‍‌‍‍‌‌‍‌​​ ‌‌‍‌‍‌‍‌​​ ‍​​ ​‌​ ‍‌‌‍‌​​ ​ ​ ‍‌​‍ ‌​ ‌‍​ ​​​ ‌ ‌‍​‍​‍ ‌​ ‌​‌‍​‍​ ​​​ ‍‌​‍ ‌‌‍​‍​ ‍​​ ​‍​ ‌‍​‍ ‌​ ‍​​ ‍​‌‍‌‍‌‍​‍​ ‌ ‌‍​‌​ ​ ‌‍​‌​ ​‌‌‍​‌​ ​‌​ ​ ​‍‌‍‌ ‌​‌ ‍‌‌ ​​‌‍‌‌​ ‌‌‍‍​‌‍ ‌ ‌​‌‍‌‌‌‍ ​‌​ ‌‌‍‌‌‌‍ ‍‌ ‌‌‌​‍‌‌ ‌​‌‍‌‌‌‍ ‌​‍‌‍‌ ​​‌‍​‌‌ ‌​‌‍‍​​ ‌‌‍‌​‌‍‍‌‌‍‌‌‌ ‌​‌‍​‌‌ ​‍‌ ‍‌‌​‍‌‌‍ ‍‌‍‌‍‌‍ ​‍‌‍‌ ​​‌‍‌‌‌ ​‍‌ ​ ‌ ​​‌‍‌‌‌‍​ ‌ ‌​‌‍‍‌‌ ‌‍‌‍‌‌​ ‌‌ ​​‌ ‌‌‌‍​‍‌‍ ​‌‍‍‌‌ ​ ‌‍‍​‌‍‌‌‌‍‌​​‍​‍‌ ‌
42​​​​‌ ‍ ​‍​‍‌‍ ‌ ​‍‌‍‍‌‌‍‌ ‌‍‍‌‌‍ ‍​‍​‍​ ‍‍​‍​‍‌ ​ ‌‍​‌‌‍ ‍‌‍‍‌‌ ‌​‌ ‍‌​‍ ‍‌‍‍‌‌‍ ​‍​‍​‍ ​​‍​‍‌‍‍​‌ ​‍‌‍‌‌‌‍‌‍​‍​‍​ ‍‍​‍​‍‌‍‍​‌ ‌​‌ ‌​‌ ​​‌ ​ ​ ‍‍​‍ ​‍ ‌‍ ​​‍ ‌‌‍​‌‌‍ ‍‌‍‌​​‍ ‌‌ ​‍​‍ ‌‌‍‍​‌‍ ‌ ‌​‌‍‌‌‌‍ ​‌ ​ ​‍ ‌‌ ​ ‌ ‌​‌ ‌‌‌‍‌​‌‍‍‌‌‍ ​‍ ‍‌ ‌‍‌‍‌‌‌ ​‍‌‍​ ‌‍‌‌‌‍ ​​‍ ‍‌‍​‌‌ ​​‌ ​​​‍ ‌‍‍‌‌‍ ‍‌ ‌​‌‍‌‌‌‍ ‍‌ ‌​​‍ ‌‍‌‌‌‍‌​‌‍‍‌‌ ‌​​‍ ‌‍ ‌‌‍ ‌‍‌​‌‍‌‌​ ‌‌ ​​‌ ​‍‌‍‌‌‌ ​ ‌‍‌‌‌‍ ‍‌ ‌​‌‍​‌‌ ‌​‌‍‍‌‌‍ ‌‍ ‍​ ‍ ‌‍‍‌‌‍‌​​ ‌‌‍‌‍‌‍‌​​ ‍​​ ​‌​ ‍‌‌‍‌​​ ​ ​ ‍‌​‍ ‌​ ‌‍​ ​​​ ‌ ‌‍​‍​‍ ‌​ ‌​‌‍​‍​ ​​​ ‍‌​‍ ‌‌‍​‍​ ‍​​ ​‍​ ‌‍​‍ ‌​ ‍​​ ‍​‌‍‌‍‌‍​‍​ ‌ ‌‍​‌​ ​ ‌‍​‌​ ​‌‌‍​‌​ ​‌​ ​ ​ ‍ ‌ ‌​‌ ‍‌‌ ​​‌‍‌‌​ ‌‌‍‍​‌‍ ‌ ‌​‌‍‌‌‌‍ ​‌​ ‌‌‍‌‌‌‍ ‍‌ ‌‌‌​‍‌‌ ‌​‌‍‌‌‌‍ ‌​ ‍ ‌ ​​‌‍​‌‌ ‌​‌‍‍​​ ‌‌ ​​‌ ​‍‌‍‍‌‌‍​ ‌‍‌‌​ ‌‍​‍‌‍​‌‌ ​ ‌‍‌‌‌‌‌‌‌ ​‍‌‍ ​​ ‌‌‍‍​‌ ‌​‌ ‌​‌ ​​‌ ​ ​‍‌‌​ ​ ‌​​‌​‍‌‌​ ​‍‌​‌‍​‍‌‌​ ​‍‌​‌‍‌‍ ​​‍ ‌‌‍​‌‌‍ ‍‌‍‌​​‍ ‌‌ ​‍​‍ ‌‌‍‍​‌‍ ‌ ‌​‌‍‌‌‌‍ ​‌ ​ ​‍ ‌‌ ​ ‌ ‌​‌ ‌‌‌‍‌​‌‍‍‌‌‍ ​‍ ‍‌ ‌‍‌‍‌‌‌ ​‍‌‍​ ‌‍‌‌‌‍ ​​‍ ‍‌‍​‌‌ ​​‌ ​​​‍‌‍‌‍‍‌‌‍‌​​ ‌‌‍‌‍‌‍‌​​ ‍​​ ​‌​ ‍‌‌‍‌​​ ​ ​ ‍‌​‍ ‌​ ‌‍​ ​​​ ‌ ‌‍​‍​‍ ‌​ ‌​‌‍​‍​ ​​​ ‍‌​‍ ‌‌‍​‍​ ‍​​ ​‍​ ‌‍​‍ ‌​ ‍​​ ‍​‌‍‌‍‌‍​‍​ ‌ ‌‍​‌​ ​ ‌‍​‌​ ​‌‌‍​‌​ ​‌​ ​ ​‍‌‍‌ ‌​‌ ‍‌‌ ​​‌‍‌‌​ ‌‌‍‍​‌‍ ‌ ‌​‌‍‌‌‌‍ ​‌​ ‌‌‍‌‌‌‍ ‍‌ ‌‌‌​‍‌‌ ‌​‌‍‌‌‌‍ ‌​‍‌‍‌ ​​‌‍​‌‌ ‌​‌‍‍​​ ‌‌ ​​‌ ​‍‌‍‍‌‌‍​ ‌‍‌‌​‍‌‍‌ ​​‌‍‌‌‌ ​‍‌ ​ ‌ ​​‌‍‌‌‌‍​ ‌ ‌​‌‍‍‌‌ ‌‍‌‍‌‌​ ‌‌ ​​‌ ‌‌‌‍​‍‌‍ ​‌‍‍‌‌ ​ ‌‍‍​‌‍‌‌‌‍‌​​‍​‍‌ ‌
Tartare de daurade royale méditerranéenne​​​​‌ ‍ ​‍​‍‌‍ ‌ ​‍‌‍‍‌‌‍‌ ‌‍‍‌‌‍ ‍​‍​‍​ ‍‍​‍​‍‌ ​ ‌‍​‌‌‍ ‍‌‍‍‌‌ ‌​‌ ‍‌​‍ ‍‌‍‍‌‌‍ ​‍​‍​‍ ​​‍​‍‌‍‍​‌ ​‍‌‍‌‌‌‍‌‍​‍​‍​ ‍‍​‍​‍‌‍‍​‌ ‌​‌ ‌​‌ ​​‌ ​ ​ ‍‍​‍ ​‍ ‌‍ ​​‍ ‌‌‍​‌‌‍ ‍‌‍‌​​‍ ‌‌ ​‍​‍ ‌‌‍‍​‌‍ ‌ ‌​‌‍‌‌‌‍ ​‌ ​ ​‍ ‌‌ ​ ‌ ‌​‌ ‌‌‌‍‌​‌‍‍‌‌‍ ​‍ ‍‌ ‌‍‌‍‌‌‌ ​‍‌‍​ ‌‍‌‌‌‍ ​​‍ ‍‌‍​‌‌ ​​‌ ​​​‍ ‌‍‍‌‌‍ ‍‌ ‌​‌‍‌‌‌‍ ‍‌ ‌​​‍ ‌‍‌‌‌‍‌​‌‍‍‌‌ ‌​​‍ ‌‍ ‌‌‍ ‌‍‌​‌‍‌‌​ ‌‌ ​​‌ ​‍‌‍‌‌‌ ​ ‌‍‌‌‌‍ ‍‌ ‌​‌‍​‌‌ ‌​‌‍‍‌‌‍ ‌‍ ‍​ ‍ ‌‍‍‌‌‍‌​​ ‌‌‍​‍‌‍‌​‌‍‌‌​ ‍‌​ ​ ‌‍‌‌‌‍‌‌​ ‍​​‍ ‌‌‍‌‍​ ​‌​ ‍​​ ​‍​‍ ‌​ ‌​​ ‌ ​ ‌ ‌‍‌​​‍ ‌‌‍​‍‌‍​ ‌‍‌‌‌‍​‍​‍ ‌​ ​‍‌‍‌‌​ ​‍​ ‌ ‌‍​‌​ ‍​​ ​ ‌‍​‌‌‍‌‍​ ‍‌​ ​​​ ​​​ ‍ ‌ ‌​‌ ‍‌‌ ​​‌‍‌‌​ ‌‌‍‍​‌‍ ‌ ‌​‌‍‌‌‌‍ ​‌​ ‌‌‍‌‌‌‍ ‍‌ ‌‌‌​‍‌‌ ‌​‌‍‌‌‌‍ ‌​ ‍ ‌ ​​‌‍​‌‌ ‌​‌‍‍​​ ‌‌ ‌​‌‍‍‌‌ ‌​‌‍ ​‌‍‌‌​ ‌‍​‍‌‍​‌‌ ​ ‌‍‌‌‌‌‌‌‌ ​‍‌‍ ​​ ‌‌‍‍​‌ ‌​‌ ‌​‌ ​​‌ ​ ​‍‌‌​ ​ ‌​​‌​‍‌‌​ ​‍‌​‌‍​‍‌‌​ ​‍‌​‌‍‌‍ ​​‍ ‌‌‍​‌‌‍ ‍‌‍‌​​‍ ‌‌ ​‍​‍ ‌‌‍‍​‌‍ ‌ ‌​‌‍‌‌‌‍ ​‌ ​ ​‍ ‌‌ ​ ‌ ‌​‌ ‌‌‌‍‌​‌‍‍‌‌‍ ​‍ ‍‌ ‌‍‌‍‌‌‌ ​‍‌‍​ ‌‍‌‌‌‍ ​​‍ ‍‌‍​‌‌ ​​‌ ​​​‍‌‍‌‍‍‌‌‍‌​​ ‌‌‍​‍‌‍‌​‌‍‌‌​ ‍‌​ ​ ‌‍‌‌‌‍‌‌​ ‍​​‍ ‌‌‍‌‍​ ​‌​ ‍​​ ​‍​‍ ‌​ ‌​​ ‌ ​ ‌ ‌‍‌​​‍ ‌‌‍​‍‌‍​ ‌‍‌‌‌‍​‍​‍ ‌​ ​‍‌‍‌‌​ ​‍​ ‌ ‌‍​‌​ ‍​​ ​ ‌‍​‌‌‍‌‍​ ‍‌​ ​​​ ​​​‍‌‍‌ ‌​‌ ‍‌‌ ​​‌‍‌‌​ ‌‌‍‍​‌‍ ‌ ‌​‌‍‌‌‌‍ ​‌​ ‌‌‍‌‌‌‍ ‍‌ ‌‌‌​‍‌‌ ‌​‌‍‌‌‌‍ ‌​‍‌‍‌ ​​‌‍​‌‌ ‌​‌‍‍​​ ‌‌ ‌​‌‍‍‌‌ ‌​‌‍ ​‌‍‌‌​‍‌‍‌ ​​‌‍‌‌‌ ​‍‌ ​ ‌ ​​‌‍‌‌‌‍​ ‌ ‌​‌‍‍‌‌ ‌‍‌‍‌‌​ ‌‌ ​​‌ ‌‌‌‍​‍‌‍ ​‌‍‍‌‌ ​ ‌‍‍​‌‍‌‌‌‍‌​​‍​‍‌ ‌
herbes fraîches, tomates datterino confites et jalapeños​​​​‌ ‍ ​‍​‍‌‍ ‌ ​‍‌‍‍‌‌‍‌ ‌‍‍‌‌‍ ‍​‍​‍​ ‍‍​‍​‍‌ ​ ‌‍​‌‌‍ ‍‌‍‍‌‌ ‌​‌ ‍‌​‍ ‍‌‍‍‌‌‍ ​‍​‍​‍ ​​‍​‍‌‍‍​‌ ​‍‌‍‌‌‌‍‌‍​‍​‍​ ‍‍​‍​‍‌‍‍​‌ ‌​‌ ‌​‌ ​​‌ ​ ​ ‍‍​‍ ​‍ ‌‍ ​​‍ ‌‌‍​‌‌‍ ‍‌‍‌​​‍ ‌‌ ​‍​‍ ‌‌‍‍​‌‍ ‌ ‌​‌‍‌‌‌‍ ​‌ ​ ​‍ ‌‌ ​ ‌ ‌​‌ ‌‌‌‍‌​‌‍‍‌‌‍ ​‍ ‍‌ ‌‍‌‍‌‌‌ ​‍‌‍​ ‌‍‌‌‌‍ ​​‍ ‍‌‍​‌‌ ​​‌ ​​​‍ ‌‍‍‌‌‍ ‍‌ ‌​‌‍‌‌‌‍ ‍‌ ‌​​‍ ‌‍‌‌‌‍‌​‌‍‍‌‌ ‌​​‍ ‌‍ ‌‌‍ ‌‍‌​‌‍‌‌​ ‌‌ ​​‌ ​‍‌‍‌‌‌ ​ ‌‍‌‌‌‍ ‍‌ ‌​‌‍​‌‌ ‌​‌‍‍‌‌‍ ‌‍ ‍​ ‍ ‌‍‍‌‌‍‌​​ ‌‌‍​‍‌‍‌​‌‍‌‌​ ‍‌​ ​ ‌‍‌‌‌‍‌‌​ ‍​​‍ ‌‌‍‌‍​ ​‌​ ‍​​ ​‍​‍ ‌​ ‌​​ ‌ ​ ‌ ‌‍‌​​‍ ‌‌‍​‍‌‍​ ‌‍‌‌‌‍​‍​‍ ‌​ ​‍‌‍‌‌​ ​‍​ ‌ ‌‍​‌​ ‍​​ ​ ‌‍​‌‌‍‌‍​ ‍‌​ ​​​ ​​​ ‍ ‌ ‌​‌ ‍‌‌ ​​‌‍‌‌​ ‌‌‍‍​‌‍ ‌ ‌​‌‍‌‌‌‍ ​‌​ ‌‌‍‌‌‌‍ ‍‌ ‌‌‌​‍‌‌ ‌​‌‍‌‌‌‍ ‌​ ‍ ‌ ​​‌‍​‌‌ ‌​‌‍‍​​ ‌‌‍‌​‌‍‌‌‌ ​ ‌‍​ ‌ ​‍‌‍‍‌‌ ​​‌ ‌​‌‍‍‌‌‍ ‌‍ ‍​ ‌‍​‍‌‍​‌‌ ​ ‌‍‌‌‌‌‌‌‌ ​‍‌‍ ​​ ‌‌‍‍​‌ ‌​‌ ‌​‌ ​​‌ ​ ​‍‌‌​ ​ ‌​​‌​‍‌‌​ ​‍‌​‌‍​‍‌‌​ ​‍‌​‌‍‌‍ ​​‍ ‌‌‍​‌‌‍ ‍‌‍‌​​‍ ‌‌ ​‍​‍ ‌‌‍‍​‌‍ ‌ ‌​‌‍‌‌‌‍ ​‌ ​ ​‍ ‌‌ ​ ‌ ‌​‌ ‌‌‌‍‌​‌‍‍‌‌‍ ​‍ ‍‌ ‌‍‌‍‌‌‌ ​‍‌‍​ ‌‍‌‌‌‍ ​​‍ ‍‌‍​‌‌ ​​‌ ​​​‍‌‍‌‍‍‌‌‍‌​​ ‌‌‍​‍‌‍‌​‌‍‌‌​ ‍‌​ ​ ‌‍‌‌‌‍‌‌​ ‍​​‍ ‌‌‍‌‍​ ​‌​ ‍​​ ​‍​‍ ‌​ ‌​​ ‌ ​ ‌ ‌‍‌​​‍ ‌‌‍​‍‌‍​ ‌‍‌‌‌‍​‍​‍ ‌​ ​‍‌‍‌‌​ ​‍​ ‌ ‌‍​‌​ ‍​​ ​ ‌‍​‌‌‍‌‍​ ‍‌​ ​​​ ​​​‍‌‍‌ ‌​‌ ‍‌‌ ​​‌‍‌‌​ ‌‌‍‍​‌‍ ‌ ‌​‌‍‌‌‌‍ ​‌​ ‌‌‍‌‌‌‍ ‍‌ ‌‌‌​‍‌‌ ‌​‌‍‌‌‌‍ ‌​‍‌‍‌ ​​‌‍​‌‌ ‌​‌‍‍​​ ‌‌‍‌​‌‍‌‌‌ ​ ‌‍​ ‌ ​‍‌‍‍‌‌ ​​‌ ‌​‌‍‍‌‌‍ ‌‍ ‍​‍‌‍‌ ​​‌‍‌‌‌ ​‍‌ ​ ‌ ​​‌‍‌‌‌‍​ ‌ ‌​‌‍‍‌‌ ‌‍‌‍‌‌​ ‌‌ ​​‌ ‌‌‌‍​‍‌‍ ​‌‍‍‌‌ ​ ‌‍‍​‌‍‌‌‌‍‌​​‍​‍‌ ‌
32​​​​‌ ‍ ​‍​‍‌‍ ‌ ​‍‌‍‍‌‌‍‌ ‌‍‍‌‌‍ ‍​‍​‍​ ‍‍​‍​‍‌ ​ ‌‍​‌‌‍ ‍‌‍‍‌‌ ‌​‌ ‍‌​‍ ‍‌‍‍‌‌‍ ​‍​‍​‍ ​​‍​‍‌‍‍​‌ ​‍‌‍‌‌‌‍‌‍​‍​‍​ ‍‍​‍​‍‌‍‍​‌ ‌​‌ ‌​‌ ​​‌ ​ ​ ‍‍​‍ ​‍ ‌‍ ​​‍ ‌‌‍​‌‌‍ ‍‌‍‌​​‍ ‌‌ ​‍​‍ ‌‌‍‍​‌‍ ‌ ‌​‌‍‌‌‌‍ ​‌ ​ ​‍ ‌‌ ​ ‌ ‌​‌ ‌‌‌‍‌​‌‍‍‌‌‍ ​‍ ‍‌ ‌‍‌‍‌‌‌ ​‍‌‍​ ‌‍‌‌‌‍ ​​‍ ‍‌‍​‌‌ ​​‌ ​​​‍ ‌‍‍‌‌‍ ‍‌ ‌​‌‍‌‌‌‍ ‍‌ ‌​​‍ ‌‍‌‌‌‍‌​‌‍‍‌‌ ‌​​‍ ‌‍ ‌‌‍ ‌‍‌​‌‍‌‌​ ‌‌ ​​‌ ​‍‌‍‌‌‌ ​ ‌‍‌‌‌‍ ‍‌ ‌​‌‍​‌‌ ‌​‌‍‍‌‌‍ ‌‍ ‍​ ‍ ‌‍‍‌‌‍‌​​ ‌‌‍​‍‌‍‌​‌‍‌‌​ ‍‌​ ​ ‌‍‌‌‌‍‌‌​ ‍​​‍ ‌‌‍‌‍​ ​‌​ ‍​​ ​‍​‍ ‌​ ‌​​ ‌ ​ ‌ ‌‍‌​​‍ ‌‌‍​‍‌‍​ ‌‍‌‌‌‍​‍​‍ ‌​ ​‍‌‍‌‌​ ​‍​ ‌ ‌‍​‌​ ‍​​ ​ ‌‍​‌‌‍‌‍​ ‍‌​ ​​​ ​​​ ‍ ‌ ‌​‌ ‍‌‌ ​​‌‍‌‌​ ‌‌‍‍​‌‍ ‌ ‌​‌‍‌‌‌‍ ​‌​ ‌‌‍‌‌‌‍ ‍‌ ‌‌‌​‍‌‌ ‌​‌‍‌‌‌‍ ‌​ ‍ ‌ ​​‌‍​‌‌ ‌​‌‍‍​​ ‌‌ ​​‌ ​‍‌‍‍‌‌‍​ ‌‍‌‌​ ‌‍​‍‌‍​‌‌ ​ ‌‍‌‌‌‌‌‌‌ ​‍‌‍ ​​ ‌‌‍‍​‌ ‌​‌ ‌​‌ ​​‌ ​ ​‍‌‌​ ​ ‌​​‌​‍‌‌​ ​‍‌​‌‍​‍‌‌​ ​‍‌​‌‍‌‍ ​​‍ ‌‌‍​‌‌‍ ‍‌‍‌​​‍ ‌‌ ​‍​‍ ‌‌‍‍​‌‍ ‌ ‌​‌‍‌‌‌‍ ​‌ ​ ​‍ ‌‌ ​ ‌ ‌​‌ ‌‌‌‍‌​‌‍‍‌‌‍ ​‍ ‍‌ ‌‍‌‍‌‌‌ ​‍‌‍​ ‌‍‌‌‌‍ ​​‍ ‍‌‍​‌‌ ​​‌ ​​​‍‌‍‌‍‍‌‌‍‌​​ ‌‌‍​‍‌‍‌​‌‍‌‌​ ‍‌​ ​ ‌‍‌‌‌‍‌‌​ ‍​​‍ ‌‌‍‌‍​ ​‌​ ‍​​ ​‍​‍ ‌​ ‌​​ ‌ ​ ‌ ‌‍‌​​‍ ‌‌‍​‍‌‍​ ‌‍‌‌‌‍​‍​‍ ‌​ ​‍‌‍‌‌​ ​‍​ ‌ ‌‍​‌​ ‍​​ ​ ‌‍​‌‌‍‌‍​ ‍‌​ ​​​ ​​​‍‌‍‌ ‌​‌ ‍‌‌ ​​‌‍‌‌​ ‌‌‍‍​‌‍ ‌ ‌​‌‍‌‌‌‍ ​‌​ ‌‌‍‌‌‌‍ ‍‌ ‌‌‌​‍‌‌ ‌​‌‍‌‌‌‍ ‌​‍‌‍‌ ​​‌‍​‌‌ ‌​‌‍‍​​ ‌‌ ​​‌ ​‍‌‍‍‌‌‍​ ‌‍‌‌​‍‌‍‌ ​​‌‍‌‌‌ ​‍‌ ​ ‌ ​​‌‍‌‌‌‍​ ‌ ‌​‌‍‍‌‌ ‌‍‌‍‌‌​ ‌‌ ​​‌ ‌‌‌‍​‍‌‍ ​‌‍‍‌‌ ​ ‌‍‍​‌‍‌‌‌‍‌​​‍​‍‌ ‌
Vitello tonnato​​​​‌ ‍ ​‍​‍‌‍ ‌ ​‍‌‍‍‌‌‍‌ ‌‍‍‌‌‍ ‍​‍​‍​ ‍‍​‍​‍‌ ​ ‌‍​‌‌‍ ‍‌‍‍‌‌ ‌​‌ ‍‌​‍ ‍‌‍‍‌‌‍ ​‍​‍​‍ ​​‍​‍‌‍‍​‌ ​‍‌‍‌‌‌‍‌‍​‍​‍​ ‍‍​‍​‍‌‍‍​‌ ‌​‌ ‌​‌ ​​‌ ​ ​ ‍‍​‍ ​‍ ‌‍ ​​‍ ‌‌‍​‌‌‍ ‍‌‍‌​​‍ ‌‌ ​‍​‍ ‌‌‍‍​‌‍ ‌ ‌​‌‍‌‌‌‍ ​‌ ​ ​‍ ‌‌ ​ ‌ ‌​‌ ‌‌‌‍‌​‌‍‍‌‌‍ ​‍ ‍‌ ‌‍‌‍‌‌‌ ​‍‌‍​ ‌‍‌‌‌‍ ​​‍ ‍‌‍​‌‌ ​​‌ ​​​‍ ‌‍‍‌‌‍ ‍‌ ‌​‌‍‌‌‌‍ ‍‌ ‌​​‍ ‌‍‌‌‌‍‌​‌‍‍‌‌ ‌​​‍ ‌‍ ‌‌‍ ‌‍‌​‌‍‌‌​ ‌‌ ​​‌ ​‍‌‍‌‌‌ ​ ‌‍‌‌‌‍ ‍‌ ‌​‌‍​‌‌ ‌​‌‍‍‌‌‍ ‌‍ ‍​ ‍ ‌‍‍‌‌‍‌​​ ‌‌‍​ ‌‍‌​‌‍‌​​ ‌‌‌‍‌​‌‍‌‍‌‍‌‍‌‍‌‍​‍ ‌‌‍‌‌​ ​‌​ ​​​ ​‌​‍ ‌​ ‌​‌‍​‌‌‍​‍​ ​​​‍ ‌​ ‍‌​ ​‍​ ‍‌​ ​​​‍ ‌​ ​ ‌‍​‍‌‍​‍‌‍‌‍​ ‌ ​ ​‌‌‍‌​‌‍‌‌‌‍​‌​ ‌‌​ ‌​​ ‍​​ ‍ ‌ ‌​‌ ‍‌‌ ​​‌‍‌‌​ ‌‌‍‍​‌‍ ‌ ‌​‌‍‌‌‌‍ ​‌​ ‌‌‍‌‌‌‍ ‍‌ ‌‌‌​‍‌‌ ‌​‌‍‌‌‌‍ ‌​ ‍ ‌ ​​‌‍​‌‌ ‌​‌‍‍​​ ‌‌ ‌​‌‍‍‌‌ ‌​‌‍ ​‌‍‌‌​ ‌‍​‍‌‍​‌‌ ​ ‌‍‌‌‌‌‌‌‌ ​‍‌‍ ​​ ‌‌‍‍​‌ ‌​‌ ‌​‌ ​​‌ ​ ​‍‌‌​ ​ ‌​​‌​‍‌‌​ ​‍‌​‌‍​‍‌‌​ ​‍‌​‌‍‌‍ ​​‍ ‌‌‍​‌‌‍ ‍‌‍‌​​‍ ‌‌ ​‍​‍ ‌‌‍‍​‌‍ ‌ ‌​‌‍‌‌‌‍ ​‌ ​ ​‍ ‌‌ ​ ‌ ‌​‌ ‌‌‌‍‌​‌‍‍‌‌‍ ​‍ ‍‌ ‌‍‌‍‌‌‌ ​‍‌‍​ ‌‍‌‌‌‍ ​​‍ ‍‌‍​‌‌ ​​‌ ​​​‍‌‍‌‍‍‌‌‍‌​​ ‌‌‍​ ‌‍‌​‌‍‌​​ ‌‌‌‍‌​‌‍‌‍‌‍‌‍‌‍‌‍​‍ ‌‌‍‌‌​ ​‌​ ​​​ ​‌​‍ ‌​ ‌​‌‍​‌‌‍​‍​ ​​​‍ ‌​ ‍‌​ ​‍​ ‍‌​ ​​​‍ ‌​ ​ ‌‍​‍‌‍​‍‌‍‌‍​ ‌ ​ ​‌‌‍‌​‌‍‌‌‌‍​‌​ ‌‌​ ‌​​ ‍​​‍‌‍‌ ‌​‌ ‍‌‌ ​​‌‍‌‌​ ‌‌‍‍​‌‍ ‌ ‌​‌‍‌‌‌‍ ​‌​ ‌‌‍‌‌‌‍ ‍‌ ‌‌‌​‍‌‌ ‌​‌‍‌‌‌‍ ‌​‍‌‍‌ ​​‌‍​‌‌ ‌​‌‍‍​​ ‌‌ ‌​‌‍‍‌‌ ‌​‌‍ ​‌‍‌‌​‍‌‍‌ ​​‌‍‌‌‌ ​‍‌ ​ ‌ ​​‌‍‌‌‌‍​ ‌ ‌​‌‍‍‌‌ ‌‍‌‍‌‌​ ‌‌ ​​‌ ‌‌‌‍​‍‌‍ ​‌‍‍‌‌ ​ ‌‍‍​‌‍‌‌‌‍‌​​‍​‍‌ ‌